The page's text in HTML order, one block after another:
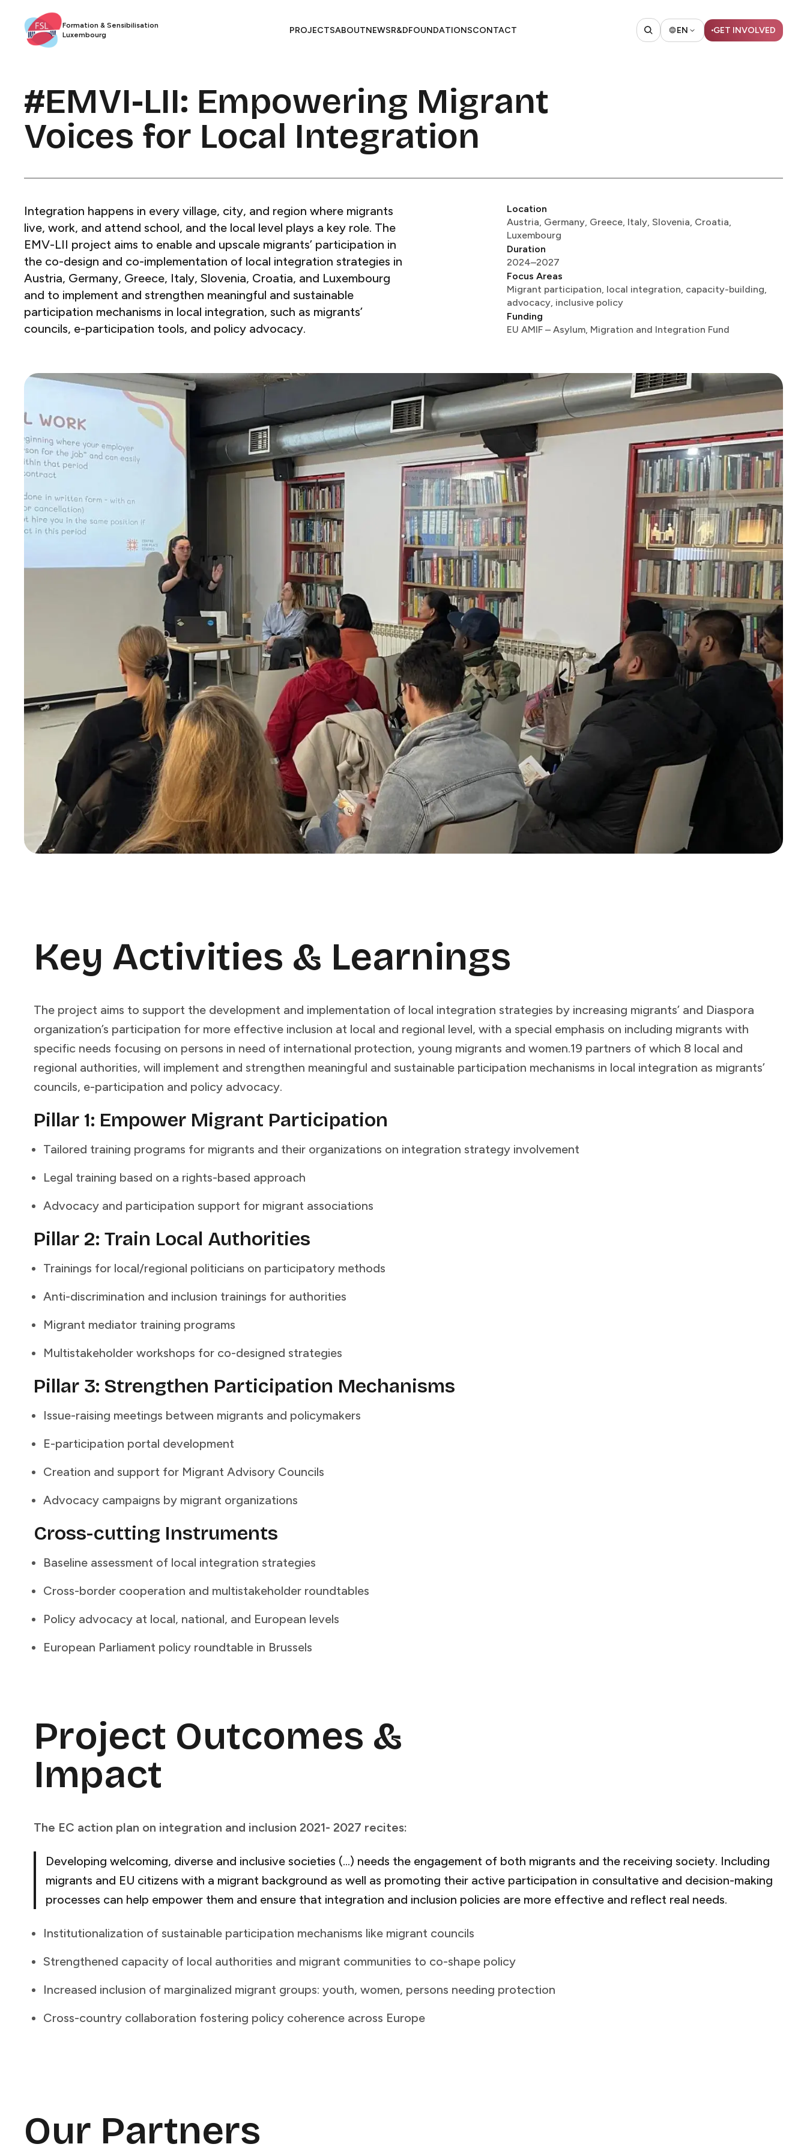
Formation & Sensibilisation
Luxembourg​​​​‌ ‍ ​‍​‍‌‍ ‌ ​‍‌‍‍‌‌‍‌ ‌‍‍‌‌‍ ‍​‍​‍​ ‍‍​‍​‍‌ ​ ‌‍​‌‌‍ ‍‌‍‍‌‌ ‌​‌ ‍‌​‍ ‍‌‍‍‌‌‍ ​‍​‍​‍ ​​‍​‍‌‍‍​‌ ​‍‌‍‌‌‌‍‌‍​‍​‍​ ‍‍​‍​‍​‍ ‌ ​ ‌ ‌​‌ ‌‌‌‍‌​‌‍‍‌‌‍ ​‍ ‌‍‍‌‌‍ ‍‌ ‌​‌‍‌‌‌‍ ‍‌ ‌​​‍ ‌‍‌‌‌‍‌​‌‍‍‌‌ ‌​​‍ ‌‍ ‌‌‍ ‌‍‌​‌‍‌‌​ ‌‌ ​​‌ ​‍‌‍‌‌‌ ​ ‌‍‌‌‌‍ ‍‌ ‌​‌‍​‌‌ ‌​‌‍‍‌‌‍ ‌‍ ‍​ ‍ ‌‍‍‌‌‍‌​​ ‌‌ ​ ‌‍‍‌‌ ‌​‌‍‌‌‌‌​ ‌‍‌‌‌ ‌​‌ ‌​‌‍‍‌‌‍ ‍‌‍‌ ‌ ​ ​ ‍ ‌ ‌​‌ ‍‌‌ ​​‌‍‌‌​ ‌‌ ​ ‌‍‍‌‌ ‌​‌‍‌‌‌‌​ ‌‍‌‌‌ ‌​‌ ‌​‌‍‍‌‌‍ ‍‌‍‌ ‌ ​ ​ ‍ ‌ ​​‌‍​‌‌ ‌​‌‍‍​​ ‌‌‍​‍‌ ​‍‌‍​‌‌‍ ‍‌‍‌​‌‍‍‌‌‍ ‍‌‍‌ ​‍ ‍‌‍​‍‌ ​‍‌‍​‌‌‍ ‍‌‍‌​‌​ ‍‌‍​‌‌‍ ‌‌‍‌‌​ ‌‍​‍‌‍​‌‌ ​ ‌‍‌‌‌‌‌‌‌ ​‍‌‍ ​​ ‌​‍‌‌​ ​‍‌​‌‍‌ ​ ‌ ‌​‌ ‌‌‌‍‌​‌‍‍‌‌‍ ​‍‌‍‌‍‍‌‌‍‌​​ ‌‌ ​ ‌‍‍‌‌ ‌​‌‍‌‌‌‌​ ‌‍‌‌‌ ‌​‌ ‌​‌‍‍‌‌‍ ‍‌‍‌ ‌ ​ ​‍‌‍‌ ‌​‌ ‍‌‌ ​​‌‍‌‌​ ‌‌ ​ ‌‍‍‌‌ ‌​‌‍‌‌‌‌​ ‌‍‌‌‌ ‌​‌ ‌​‌‍‍‌‌‍ ‍‌‍‌ ‌ ​ ​‍‌‍‌ ​​‌‍​‌‌ ‌​‌‍‍​​ ‌‌‍​‍‌ ​‍‌‍​‌‌‍ ‍‌‍‌​‌‍‍‌‌‍ ‍‌‍‌ ​‍ ‍‌‍​‍‌ ​‍‌‍​‌‌‍ ‍‌‍‌​‌​ ‍‌‍​‌‌‍ ‌‌‍‌‌​‍‌‍‌ ​​‌‍‌‌‌ ​‍‌ ​ ‌ ​​‌‍‌‌‌‍​ ‌ ‌​‌‍‍‌‌ ‌‍‌‍‌‌​ ‌‌ ​​‌ ‌‌‌‍​‍‌‍ ​‌‍‍‌‌ ​ ‌‍‍​‌‍‌‌‌‍‌​​‍​‍‌ ‌
PROJECTS​​​​‌ ‍ ​‍​‍‌‍ ‌ ​‍‌‍‍‌‌‍‌ ‌‍‍‌‌‍ ‍​‍​‍​ ‍‍​‍​‍‌ ​ ‌‍​‌‌‍ ‍‌‍‍‌‌ ‌​‌ ‍‌​‍ ‍‌‍‍‌‌‍ ​‍​‍​‍ ​​‍​‍‌‍‍​‌ ​‍‌‍‌‌‌‍‌‍​‍​‍​ ‍‍​‍​‍​‍ ‌ ​ ‌ ‌​‌ ‌‌‌‍‌​‌‍‍‌‌‍ ​‍ ‌‍‍‌‌‍ ‍‌ ‌​‌‍‌‌‌‍ ‍‌ ‌​​‍ ‌‍‌‌‌‍‌​‌‍‍‌‌ ‌​​‍ ‌‍ ‌‌‍ ‌‍‌​‌‍‌‌​ ‌‌ ​​‌ ​‍‌‍‌‌‌ ​ ‌‍‌‌‌‍ ‍‌ ‌​‌‍​‌‌ ‌​‌‍‍‌‌‍ ‌‍ ‍​ ‍ ‌‍‍‌‌‍‌​​ ‌‌ ​ ‌‍‍‌‌ ‌​‌‍‌‌‌‌​ ‌‍‌‌‌ ‌​‌ ‌​‌‍‍‌‌‍ ‍‌‍‌ ‌ ​ ​ ‍ ‌ ‌​‌ ‍‌‌ ​​‌‍‌‌​ ‌‌ ​ ‌‍‍‌‌ ‌​‌‍‌‌‌‌​ ‌‍‌‌‌ ‌​‌ ‌​‌‍‍‌‌‍ ‍‌‍‌ ‌ ​ ​ ‍ ‌ ​​‌‍​‌‌ ‌​‌‍‍​​ ‌‌‍ ‍‌‍​‌‌ ‌‍‌‍​‍‌‍​‌‌ ​‍​‍ ‍‌‍ ‍‌‍​‌‌ ‌‍‌​ ​‌‍‍‌‌‍ ‍‌‍‍ ‌ ​ ​‍‌‌​ ‌‌‌​​‍‌‌ ‌‍‍ ‌‍‌‌‌ ‍‌​‍‌‌​ ​ ‌​‌​​‍‌‌​ ​ ‌​‌​​‍‌‌​ ​‍​ ​‍‌‍‌​​ ‌ ‌‍‌‍​ ​ ‌‍‌‍​ ​​​ ​ ‌‍​ ​ ​‍‌‍‌‌​ ‌​​ ​​​‍‌‌​ ​‍​ ​‍​‍‌‌​ ‌‌‌​‌​​‍ ‍‌‍ ​‌‍​‌‌‍​‍‌‍‌‌‌‍ ​​ ‌‍​‍‌‍​‌‌ ​ ‌‍‌‌‌‌‌‌‌ ​‍‌‍ ​​ ‌​‍‌‌​ ​‍‌​‌‍‌ ​ ‌ ‌​‌ ‌‌‌‍‌​‌‍‍‌‌‍ ​‍‌‍‌‍‍‌‌‍‌​​ ‌‌ ​ ‌‍‍‌‌ ‌​‌‍‌‌‌‌​ ‌‍‌‌‌ ‌​‌ ‌​‌‍‍‌‌‍ ‍‌‍‌ ‌ ​ ​‍‌‍‌ ‌​‌ ‍‌‌ ​​‌‍‌‌​ ‌‌ ​ ‌‍‍‌‌ ‌​‌‍‌‌‌‌​ ‌‍‌‌‌ ‌​‌ ‌​‌‍‍‌‌‍ ‍‌‍‌ ‌ ​ ​‍‌‍‌ ​​‌‍​‌‌ ‌​‌‍‍​​ ‌‌‍ ‍‌‍​‌‌ ‌‍‌‍​‍‌‍​‌‌ ​‍​‍ ‍‌‍ ‍‌‍​‌‌ ‌‍‌​ ​‌‍‍‌‌‍ ‍‌‍‍ ‌ ​ ​‍‌‌​ ‌‌‌​​‍‌‌ ‌‍‍ ‌‍‌‌‌ ‍‌​‍‌‌​ ​ ‌​‌​​‍‌‌​ ​ ‌​‌​​‍‌‌​ ​‍​ ​‍‌‍‌​​ ‌ ‌‍‌‍​ ​ ‌‍‌‍​ ​​​ ​ ‌‍​ ​ ​‍‌‍‌‌​ ‌​​ ​​​‍‌‌​ ​‍​ ​‍​‍‌‌​ ‌‌‌​‌​​‍ ‍‌‍ ​‌‍​‌‌‍​‍‌‍‌‌‌‍ ​​‍‌‍‌ ​​‌‍‌‌‌ ​‍‌ ​ ‌ ​​‌‍‌‌‌‍​ ‌ ‌​‌‍‍‌‌ ‌‍‌‍‌‌​ ‌‌ ​​‌ ‌‌‌‍​‍‌‍ ​‌‍‍‌‌ ​ ‌‍‍​‌‍‌‌‌‍‌​​‍​‍‌ ‌ABOUT​​​​‌ ‍ ​‍​‍‌‍ ‌ ​‍‌‍‍‌‌‍‌ ‌‍‍‌‌‍ ‍​‍​‍​ ‍‍​‍​‍‌ ​ ‌‍​‌‌‍ ‍‌‍‍‌‌ ‌​‌ ‍‌​‍ ‍‌‍‍‌‌‍ ​‍​‍​‍ ​​‍​‍‌‍‍​‌ ​‍‌‍‌‌‌‍‌‍​‍​‍​ ‍‍​‍​‍​‍ ‌ ​ ‌ ‌​‌ ‌‌‌‍‌​‌‍‍‌‌‍ ​‍ ‌‍‍‌‌‍ ‍‌ ‌​‌‍‌‌‌‍ ‍‌ ‌​​‍ ‌‍‌‌‌‍‌​‌‍‍‌‌ ‌​​‍ ‌‍ ‌‌‍ ‌‍‌​‌‍‌‌​ ‌‌ ​​‌ ​‍‌‍‌‌‌ ​ ‌‍‌‌‌‍ ‍‌ ‌​‌‍​‌‌ ‌​‌‍‍‌‌‍ ‌‍ ‍​ ‍ ‌‍‍‌‌‍‌​​ ‌‌ ​ ‌‍‍‌‌ ‌​‌‍‌‌‌‌​ ‌‍‌‌‌ ‌​‌ ‌​‌‍‍‌‌‍ ‍‌‍‌ ‌ ​ ​ ‍ ‌ ‌​‌ ‍‌‌ ​​‌‍‌‌​ ‌‌ ​ ‌‍‍‌‌ ‌​‌‍‌‌‌‌​ ‌‍‌‌‌ ‌​‌ ‌​‌‍‍‌‌‍ ‍‌‍‌ ‌ ​ ​ ‍ ‌ ​​‌‍​‌‌ ‌​‌‍‍​​ ‌‌‍ ‍‌‍​‌‌ ‌‍‌‍​‍‌‍​‌‌ ​‍​‍ ‍‌‍ ‍‌‍​‌‌ ‌‍‌​ ​‌‍‍‌‌‍ ‍‌‍‍ ‌ ​ ​‍‌‌​ ‌‌‌​​‍‌‌ ‌‍‍ ‌‍‌‌‌ ‍‌​‍‌‌​ ​ ‌​‌​​‍‌‌​ ​ ‌​‌​​‍‌‌​ ​‍​ ​‍​ ‍​‌‍​‍​ ‍​​ ‌ ​ ​‌‌‍‌‍‌‍‌‌‌‍‌‍​ ​‌​ ‌‍​ ​‌​ ‌ ​‍‌‌​ ​‍​ ​‍​‍‌‌​ ‌‌‌​‌​​‍ ‍‌‍ ​‌‍​‌‌‍​‍‌‍‌‌‌‍ ​​ ‌‍​‍‌‍​‌‌ ​ ‌‍‌‌‌‌‌‌‌ ​‍‌‍ ​​ ‌​‍‌‌​ ​‍‌​‌‍‌ ​ ‌ ‌​‌ ‌‌‌‍‌​‌‍‍‌‌‍ ​‍‌‍‌‍‍‌‌‍‌​​ ‌‌ ​ ‌‍‍‌‌ ‌​‌‍‌‌‌‌​ ‌‍‌‌‌ ‌​‌ ‌​‌‍‍‌‌‍ ‍‌‍‌ ‌ ​ ​‍‌‍‌ ‌​‌ ‍‌‌ ​​‌‍‌‌​ ‌‌ ​ ‌‍‍‌‌ ‌​‌‍‌‌‌‌​ ‌‍‌‌‌ ‌​‌ ‌​‌‍‍‌‌‍ ‍‌‍‌ ‌ ​ ​‍‌‍‌ ​​‌‍​‌‌ ‌​‌‍‍​​ ‌‌‍ ‍‌‍​‌‌ ‌‍‌‍​‍‌‍​‌‌ ​‍​‍ ‍‌‍ ‍‌‍​‌‌ ‌‍‌​ ​‌‍‍‌‌‍ ‍‌‍‍ ‌ ​ ​‍‌‌​ ‌‌‌​​‍‌‌ ‌‍‍ ‌‍‌‌‌ ‍‌​‍‌‌​ ​ ‌​‌​​‍‌‌​ ​ ‌​‌​​‍‌‌​ ​‍​ ​‍​ ‍​‌‍​‍​ ‍​​ ‌ ​ ​‌‌‍‌‍‌‍‌‌‌‍‌‍​ ​‌​ ‌‍​ ​‌​ ‌ ​‍‌‌​ ​‍​ ​‍​‍‌‌​ ‌‌‌​‌​​‍ ‍‌‍ ​‌‍​‌‌‍​‍‌‍‌‌‌‍ ​​‍‌‍‌ ​​‌‍‌‌‌ ​‍‌ ​ ‌ ​​‌‍‌‌‌‍​ ‌ ‌​‌‍‍‌‌ ‌‍‌‍‌‌​ ‌‌ ​​‌ ‌‌‌‍​‍‌‍ ​‌‍‍‌‌ ​ ‌‍‍​‌‍‌‌‌‍‌​​‍​‍‌ ‌NEWS​​​​‌ ‍ ​‍​‍‌‍ ‌ ​‍‌‍‍‌‌‍‌ ‌‍‍‌‌‍ ‍​‍​‍​ ‍‍​‍​‍‌ ​ ‌‍​‌‌‍ ‍‌‍‍‌‌ ‌​‌ ‍‌​‍ ‍‌‍‍‌‌‍ ​‍​‍​‍ ​​‍​‍‌‍‍​‌ ​‍‌‍‌‌‌‍‌‍​‍​‍​ ‍‍​‍​‍​‍ ‌ ​ ‌ ‌​‌ ‌‌‌‍‌​‌‍‍‌‌‍ ​‍ ‌‍‍‌‌‍ ‍‌ ‌​‌‍‌‌‌‍ ‍‌ ‌​​‍ ‌‍‌‌‌‍‌​‌‍‍‌‌ ‌​​‍ ‌‍ ‌‌‍ ‌‍‌​‌‍‌‌​ ‌‌ ​​‌ ​‍‌‍‌‌‌ ​ ‌‍‌‌‌‍ ‍‌ ‌​‌‍​‌‌ ‌​‌‍‍‌‌‍ ‌‍ ‍​ ‍ ‌‍‍‌‌‍‌​​ ‌‌ ​ ‌‍‍‌‌ ‌​‌‍‌‌‌‌​ ‌‍‌‌‌ ‌​‌ ‌​‌‍‍‌‌‍ ‍‌‍‌ ‌ ​ ​ ‍ ‌ ‌​‌ ‍‌‌ ​​‌‍‌‌​ ‌‌ ​ ‌‍‍‌‌ ‌​‌‍‌‌‌‌​ ‌‍‌‌‌ ‌​‌ ‌​‌‍‍‌‌‍ ‍‌‍‌ ‌ ​ ​ ‍ ‌ ​​‌‍​‌‌ ‌​‌‍‍​​ ‌‌‍ ‍‌‍​‌‌ ‌‍‌‍​‍‌‍​‌‌ ​‍​‍ ‍‌‍ ‍‌‍​‌‌ ‌‍‌​ ​‌‍‍‌‌‍ ‍‌‍‍ ‌ ​ ​‍‌‌​ ‌‌‌​​‍‌‌ ‌‍‍ ‌‍‌‌‌ ‍‌​‍‌‌​ ​ ‌​‌​​‍‌‌​ ​ ‌​‌​​‍‌‌​ ​‍​ ​‍​ ‍​​ ​​​ ​‌​ ‌ ​ ‍​​ ‍​‌‍‌‍‌‍​‌​ ‌‍​ ​ ​ ​‍​ ​​​‍‌‌​ ​‍​ ​‍​‍‌‌​ ‌‌‌​‌​​‍ ‍‌‍ ​‌‍​‌‌‍​‍‌‍‌‌‌‍ ​​ ‌‍​‍‌‍​‌‌ ​ ‌‍‌‌‌‌‌‌‌ ​‍‌‍ ​​ ‌​‍‌‌​ ​‍‌​‌‍‌ ​ ‌ ‌​‌ ‌‌‌‍‌​‌‍‍‌‌‍ ​‍‌‍‌‍‍‌‌‍‌​​ ‌‌ ​ ‌‍‍‌‌ ‌​‌‍‌‌‌‌​ ‌‍‌‌‌ ‌​‌ ‌​‌‍‍‌‌‍ ‍‌‍‌ ‌ ​ ​‍‌‍‌ ‌​‌ ‍‌‌ ​​‌‍‌‌​ ‌‌ ​ ‌‍‍‌‌ ‌​‌‍‌‌‌‌​ ‌‍‌‌‌ ‌​‌ ‌​‌‍‍‌‌‍ ‍‌‍‌ ‌ ​ ​‍‌‍‌ ​​‌‍​‌‌ ‌​‌‍‍​​ ‌‌‍ ‍‌‍​‌‌ ‌‍‌‍​‍‌‍​‌‌ ​‍​‍ ‍‌‍ ‍‌‍​‌‌ ‌‍‌​ ​‌‍‍‌‌‍ ‍‌‍‍ ‌ ​ ​‍‌‌​ ‌‌‌​​‍‌‌ ‌‍‍ ‌‍‌‌‌ ‍‌​‍‌‌​ ​ ‌​‌​​‍‌‌​ ​ ‌​‌​​‍‌‌​ ​‍​ ​‍​ ‍​​ ​​​ ​‌​ ‌ ​ ‍​​ ‍​‌‍‌‍‌‍​‌​ ‌‍​ ​ ​ ​‍​ ​​​‍‌‌​ ​‍​ ​‍​‍‌‌​ ‌‌‌​‌​​‍ ‍‌‍ ​‌‍​‌‌‍​‍‌‍‌‌‌‍ ​​‍‌‍‌ ​​‌‍‌‌‌ ​‍‌ ​ ‌ ​​‌‍‌‌‌‍​ ‌ ‌​‌‍‍‌‌ ‌‍‌‍‌‌​ ‌‌ ​​‌ ‌‌‌‍​‍‌‍ ​‌‍‍‌‌ ​ ‌‍‍​‌‍‌‌‌‍‌​​‍​‍‌ ‌R&D​​​​‌ ‍ ​‍​‍‌‍ ‌ ​‍‌‍‍‌‌‍‌ ‌‍‍‌‌‍ ‍​‍​‍​ ‍‍​‍​‍‌ ​ ‌‍​‌‌‍ ‍‌‍‍‌‌ ‌​‌ ‍‌​‍ ‍‌‍‍‌‌‍ ​‍​‍​‍ ​​‍​‍‌‍‍​‌ ​‍‌‍‌‌‌‍‌‍​‍​‍​ ‍‍​‍​‍​‍ ‌ ​ ‌ ‌​‌ ‌‌‌‍‌​‌‍‍‌‌‍ ​‍ ‌‍‍‌‌‍ ‍‌ ‌​‌‍‌‌‌‍ ‍‌ ‌​​‍ ‌‍‌‌‌‍‌​‌‍‍‌‌ ‌​​‍ ‌‍ ‌‌‍ ‌‍‌​‌‍‌‌​ ‌‌ ​​‌ ​‍‌‍‌‌‌ ​ ‌‍‌‌‌‍ ‍‌ ‌​‌‍​‌‌ ‌​‌‍‍‌‌‍ ‌‍ ‍​ ‍ ‌‍‍‌‌‍‌​​ ‌‌ ​ ‌‍‍‌‌ ‌​‌‍‌‌‌‌​ ‌‍‌‌‌ ‌​‌ ‌​‌‍‍‌‌‍ ‍‌‍‌ ‌ ​ ​ ‍ ‌ ‌​‌ ‍‌‌ ​​‌‍‌‌​ ‌‌ ​ ‌‍‍‌‌ ‌​‌‍‌‌‌‌​ ‌‍‌‌‌ ‌​‌ ‌​‌‍‍‌‌‍ ‍‌‍‌ ‌ ​ ​ ‍ ‌ ​​‌‍​‌‌ ‌​‌‍‍​​ ‌‌‍ ‍‌‍​‌‌ ‌‍‌‍​‍‌‍​‌‌ ​‍​‍ ‍‌‍ ‍‌‍​‌‌ ‌‍‌​ ​‌‍‍‌‌‍ ‍‌‍‍ ‌ ​ ​‍‌‌​ ‌‌‌​​‍‌‌ ‌‍‍ ‌‍‌‌‌ ‍‌​‍‌‌​ ​ ‌​‌​​‍‌‌​ ​ ‌​‌​​‍‌‌​ ​‍​ ​‍​ ‍‌‌‍​‌‌‍‌‌​ ​​‌‍​‍‌‍​‌​ ‌​​ ‌​​ ‌ ​ ‍‌‌‍​ ​ ‌​​‍‌‌​ ​‍​ ​‍​‍‌‌​ ‌‌‌​‌​​‍ ‍‌‍ ​‌‍​‌‌‍​‍‌‍‌‌‌‍ ​​ ‌‍​‍‌‍​‌‌ ​ ‌‍‌‌‌‌‌‌‌ ​‍‌‍ ​​ ‌​‍‌‌​ ​‍‌​‌‍‌ ​ ‌ ‌​‌ ‌‌‌‍‌​‌‍‍‌‌‍ ​‍‌‍‌‍‍‌‌‍‌​​ ‌‌ ​ ‌‍‍‌‌ ‌​‌‍‌‌‌‌​ ‌‍‌‌‌ ‌​‌ ‌​‌‍‍‌‌‍ ‍‌‍‌ ‌ ​ ​‍‌‍‌ ‌​‌ ‍‌‌ ​​‌‍‌‌​ ‌‌ ​ ‌‍‍‌‌ ‌​‌‍‌‌‌‌​ ‌‍‌‌‌ ‌​‌ ‌​‌‍‍‌‌‍ ‍‌‍‌ ‌ ​ ​‍‌‍‌ ​​‌‍​‌‌ ‌​‌‍‍​​ ‌‌‍ ‍‌‍​‌‌ ‌‍‌‍​‍‌‍​‌‌ ​‍​‍ ‍‌‍ ‍‌‍​‌‌ ‌‍‌​ ​‌‍‍‌‌‍ ‍‌‍‍ ‌ ​ ​‍‌‌​ ‌‌‌​​‍‌‌ ‌‍‍ ‌‍‌‌‌ ‍‌​‍‌‌​ ​ ‌​‌​​‍‌‌​ ​ ‌​‌​​‍‌‌​ ​‍​ ​‍​ ‍‌‌‍​‌‌‍‌‌​ ​​‌‍​‍‌‍​‌​ ‌​​ ‌​​ ‌ ​ ‍‌‌‍​ ​ ‌​​‍‌‌​ ​‍​ ​‍​‍‌‌​ ‌‌‌​‌​​‍ ‍‌‍ ​‌‍​‌‌‍​‍‌‍‌‌‌‍ ​​‍‌‍‌ ​​‌‍‌‌‌ ​‍‌ ​ ‌ ​​‌‍‌‌‌‍​ ‌ ‌​‌‍‍‌‌ ‌‍‌‍‌‌​ ‌‌ ​​‌ ‌‌‌‍​‍‌‍ ​‌‍‍‌‌ ​ ‌‍‍​‌‍‌‌‌‍‌​​‍​‍‌ ‌FOUNDATIONS​​​​‌ ‍ ​‍​‍‌‍ ‌ ​‍‌‍‍‌‌‍‌ ‌‍‍‌‌‍ ‍​‍​‍​ ‍‍​‍​‍‌ ​ ‌‍​‌‌‍ ‍‌‍‍‌‌ ‌​‌ ‍‌​‍ ‍‌‍‍‌‌‍ ​‍​‍​‍ ​​‍​‍‌‍‍​‌ ​‍‌‍‌‌‌‍‌‍​‍​‍​ ‍‍​‍​‍​‍ ‌ ​ ‌ ‌​‌ ‌‌‌‍‌​‌‍‍‌‌‍ ​‍ ‌‍‍‌‌‍ ‍‌ ‌​‌‍‌‌‌‍ ‍‌ ‌​​‍ ‌‍‌‌‌‍‌​‌‍‍‌‌ ‌​​‍ ‌‍ ‌‌‍ ‌‍‌​‌‍‌‌​ ‌‌ ​​‌ ​‍‌‍‌‌‌ ​ ‌‍‌‌‌‍ ‍‌ ‌​‌‍​‌‌ ‌​‌‍‍‌‌‍ ‌‍ ‍​ ‍ ‌‍‍‌‌‍‌​​ ‌‌ ​ ‌‍‍‌‌ ‌​‌‍‌‌‌‌​ ‌‍‌‌‌ ‌​‌ ‌​‌‍‍‌‌‍ ‍‌‍‌ ‌ ​ ​ ‍ ‌ ‌​‌ ‍‌‌ ​​‌‍‌‌​ ‌‌ ​ ‌‍‍‌‌ ‌​‌‍‌‌‌‌​ ‌‍‌‌‌ ‌​‌ ‌​‌‍‍‌‌‍ ‍‌‍‌ ‌ ​ ​ ‍ ‌ ​​‌‍​‌‌ ‌​‌‍‍​​ ‌‌‍ ‍‌‍​‌‌ ‌‍‌‍​‍‌‍​‌‌ ​‍​‍ ‍‌‍ ‍‌‍​‌‌ ‌‍‌​ ​‌‍‍‌‌‍ ‍‌‍‍ ‌ ​ ​‍‌‌​ ‌‌‌​​‍‌‌ ‌‍‍ ‌‍‌‌‌ ‍‌​‍‌‌​ ​ ‌​‌​​‍‌‌​ ​ ‌​‌​​‍‌‌​ ​‍​ ​‍‌‍‌‌‌‍‌​‌‍‌‌​ ​‍​ ​‌​ ‌‍‌‍​ ​ ‍​​ ‍​​ ‌​​ ‌ ​ ​​​‍‌‌​ ​‍​ ​‍​‍‌‌​ ‌‌‌​‌​​‍ ‍‌‍ ​‌‍​‌‌‍​‍‌‍‌‌‌‍ ​​ ‌‍​‍‌‍​‌‌ ​ ‌‍‌‌‌‌‌‌‌ ​‍‌‍ ​​ ‌​‍‌‌​ ​‍‌​‌‍‌ ​ ‌ ‌​‌ ‌‌‌‍‌​‌‍‍‌‌‍ ​‍‌‍‌‍‍‌‌‍‌​​ ‌‌ ​ ‌‍‍‌‌ ‌​‌‍‌‌‌‌​ ‌‍‌‌‌ ‌​‌ ‌​‌‍‍‌‌‍ ‍‌‍‌ ‌ ​ ​‍‌‍‌ ‌​‌ ‍‌‌ ​​‌‍‌‌​ ‌‌ ​ ‌‍‍‌‌ ‌​‌‍‌‌‌‌​ ‌‍‌‌‌ ‌​‌ ‌​‌‍‍‌‌‍ ‍‌‍‌ ‌ ​ ​‍‌‍‌ ​​‌‍​‌‌ ‌​‌‍‍​​ ‌‌‍ ‍‌‍​‌‌ ‌‍‌‍​‍‌‍​‌‌ ​‍​‍ ‍‌‍ ‍‌‍​‌‌ ‌‍‌​ ​‌‍‍‌‌‍ ‍‌‍‍ ‌ ​ ​‍‌‌​ ‌‌‌​​‍‌‌ ‌‍‍ ‌‍‌‌‌ ‍‌​‍‌‌​ ​ ‌​‌​​‍‌‌​ ​ ‌​‌​​‍‌‌​ ​‍​ ​‍‌‍‌‌‌‍‌​‌‍‌‌​ ​‍​ ​‌​ ‌‍‌‍​ ​ ‍​​ ‍​​ ‌​​ ‌ ​ ​​​‍‌‌​ ​‍​ ​‍​‍‌‌​ ‌‌‌​‌​​‍ ‍‌‍ ​‌‍​‌‌‍​‍‌‍‌‌‌‍ ​​‍‌‍‌ ​​‌‍‌‌‌ ​‍‌ ​ ‌ ​​‌‍‌‌‌‍​ ‌ ‌​‌‍‍‌‌ ‌‍‌‍‌‌​ ‌‌ ​​‌ ‌‌‌‍​‍‌‍ ​‌‍‍‌‌ ​ ‌‍‍​‌‍‌‌‌‍‌​​‍​‍‌ ‌CONTACT​​​​‌ ‍ ​‍​‍‌‍ ‌ ​‍‌‍‍‌‌‍‌ ‌‍‍‌‌‍ ‍​‍​‍​ ‍‍​‍​‍‌ ​ ‌‍​‌‌‍ ‍‌‍‍‌‌ ‌​‌ ‍‌​‍ ‍‌‍‍‌‌‍ ​‍​‍​‍ ​​‍​‍‌‍‍​‌ ​‍‌‍‌‌‌‍‌‍​‍​‍​ ‍‍​‍​‍​‍ ‌ ​ ‌ ‌​‌ ‌‌‌‍‌​‌‍‍‌‌‍ ​‍ ‌‍‍‌‌‍ ‍‌ ‌​‌‍‌‌‌‍ ‍‌ ‌​​‍ ‌‍‌‌‌‍‌​‌‍‍‌‌ ‌​​‍ ‌‍ ‌‌‍ ‌‍‌​‌‍‌‌​ ‌‌ ​​‌ ​‍‌‍‌‌‌ ​ ‌‍‌‌‌‍ ‍‌ ‌​‌‍​‌‌ ‌​‌‍‍‌‌‍ ‌‍ ‍​ ‍ ‌‍‍‌‌‍‌​​ ‌‌ ​ ‌‍‍‌‌ ‌​‌‍‌‌‌‌​ ‌‍‌‌‌ ‌​‌ ‌​‌‍‍‌‌‍ ‍‌‍‌ ‌ ​ ​ ‍ ‌ ‌​‌ ‍‌‌ ​​‌‍‌‌​ ‌‌ ​ ‌‍‍‌‌ ‌​‌‍‌‌‌‌​ ‌‍‌‌‌ ‌​‌ ‌​‌‍‍‌‌‍ ‍‌‍‌ ‌ ​ ​ ‍ ‌ ​​‌‍​‌‌ ‌​‌‍‍​​ ‌‌‍ ‍‌‍​‌‌ ‌‍‌‍​‍‌‍​‌‌ ​‍​‍ ‍‌‍ ‍‌‍​‌‌ ‌‍‌​ ​‌‍‍‌‌‍ ‍‌‍‍ ‌ ​ ​‍‌‌​ ‌‌‌​​‍‌‌ ‌‍‍ ‌‍‌‌‌ ‍‌​‍‌‌​ ​ ‌​‌​​‍‌‌​ ​ ‌​‌​​‍‌‌​ ​‍​ ​‍‌‍‌​​ ‌ ​ ‌​​ ​ ​ ​ ‌‍​ ​ ​‍​ ‍​‌‍‌‌​ ‌ ‌‍‌‌​ ‌ ​‍‌‌​ ​‍​ ​‍​‍‌‌​ ‌‌‌​‌​​‍ ‍‌‍ ​‌‍​‌‌‍​‍‌‍‌‌‌‍ ​​ ‌‍​‍‌‍​‌‌ ​ ‌‍‌‌‌‌‌‌‌ ​‍‌‍ ​​ ‌​‍‌‌​ ​‍‌​‌‍‌ ​ ‌ ‌​‌ ‌‌‌‍‌​‌‍‍‌‌‍ ​‍‌‍‌‍‍‌‌‍‌​​ ‌‌ ​ ‌‍‍‌‌ ‌​‌‍‌‌‌‌​ ‌‍‌‌‌ ‌​‌ ‌​‌‍‍‌‌‍ ‍‌‍‌ ‌ ​ ​‍‌‍‌ ‌​‌ ‍‌‌ ​​‌‍‌‌​ ‌‌ ​ ‌‍‍‌‌ ‌​‌‍‌‌‌‌​ ‌‍‌‌‌ ‌​‌ ‌​‌‍‍‌‌‍ ‍‌‍‌ ‌ ​ ​‍‌‍‌ ​​‌‍​‌‌ ‌​‌‍‍​​ ‌‌‍ ‍‌‍​‌‌ ‌‍‌‍​‍‌‍​‌‌ ​‍​‍ ‍‌‍ ‍‌‍​‌‌ ‌‍‌​ ​‌‍‍‌‌‍ ‍‌‍‍ ‌ ​ ​‍‌‌​ ‌‌‌​​‍‌‌ ‌‍‍ ‌‍‌‌‌ ‍‌​‍‌‌​ ​ ‌​‌​​‍‌‌​ ​ ‌​‌​​‍‌‌​ ​‍​ ​‍‌‍‌​​ ‌ ​ ‌​​ ​ ​ ​ ‌‍​ ​ ​‍​ ‍​‌‍‌‌​ ‌ ‌‍‌‌​ ‌ ​‍‌‌​ ​‍​ ​‍​‍‌‌​ ‌‌‌​‌​​‍ ‍‌‍ ​‌‍​‌‌‍​‍‌‍‌‌‌‍ ​​‍‌‍‌ ​​‌‍‌‌‌ ​‍‌ ​ ‌ ​​‌‍‌‌‌‍​ ‌ ‌​‌‍‍‌‌ ‌‍‌‍‌‌​ ‌‌ ​​‌ ‌‌‌‍​‍‌‍ ​‌‍‍‌‌ ​ ‌‍‍​‌‍‌‌‌‍‌​​‍​‍‌ ‌ EN GET INVOLVED​​​​‌ ‍ ​‍​‍‌‍ ‌ ​‍‌‍‍‌‌‍‌ ‌‍‍‌‌‍ ‍​‍​‍​ ‍‍​‍​‍‌ ​ ‌‍​‌‌‍ ‍‌‍‍‌‌ ‌​‌ ‍‌​‍ ‍‌‍‍‌‌‍ ​‍​‍​‍ ​​‍​‍‌‍‍​‌ ​‍‌‍‌‌‌‍‌‍​‍​‍​ ‍‍​‍​‍​‍ ‌ ​ ‌ ‌​‌ ‌‌‌‍‌​‌‍‍‌‌‍ ​‍ ‌‍‍‌‌‍ ‍‌ ‌​‌‍‌‌‌‍ ‍‌ ‌​​‍ ‌‍‌‌‌‍‌​‌‍‍‌‌ ‌​​‍ ‌‍ ‌‌‍ ‌‍‌​‌‍‌‌​ ‌‌ ​​‌ ​‍‌‍‌‌‌ ​ ‌‍‌‌‌‍ ‍‌ ‌​‌‍​‌‌ ‌​‌‍‍‌‌‍ ‌‍ ‍​ ‍ ‌‍‍‌‌‍‌​​ ‌‌ ​ ‌‍‍‌‌ ‌​‌‍‌‌‌‌​ ‌‍‌‌‌ ‌​‌ ‌​‌‍‍‌‌‍ ‍‌‍‌ ‌ ​ ​ ‍ ‌ ‌​‌ ‍‌‌ ​​‌‍‌‌​ ‌‌ ​ ‌‍‍‌‌ ‌​‌‍‌‌‌‌​ ‌‍‌‌‌ ‌​‌ ‌​‌‍‍‌‌‍ ‍‌‍‌ ‌ ​ ​ ‍ ‌ ​​‌‍​‌‌ ‌​‌‍‍​​ ‌‌‍ ‍‌‍​‌‌ ‌‍‌‍​‍‌‍​‌‌ ​‍​‍ ‍‌‍​ ‌ ‌​‌‍​‌‌​​‍‌ ‌‌‌ ‌​‌ ‌​‌‍ ‌‍ ‍​‍ ‍‌ ‌​‌‍‌‌‌ ‍​‌ ‌​​ ‌‍​‍‌‍​‌‌ ​ ‌‍‌‌‌‌‌‌‌ ​‍‌‍ ​​ ‌​‍‌‌​ ​‍‌​‌‍‌ ​ ‌ ‌​‌ ‌‌‌‍‌​‌‍‍‌‌‍ ​‍‌‍‌‍‍‌‌‍‌​​ ‌‌ ​ ‌‍‍‌‌ ‌​‌‍‌‌‌‌​ ‌‍‌‌‌ ‌​‌ ‌​‌‍‍‌‌‍ ‍‌‍‌ ‌ ​ ​‍‌‍‌ ‌​‌ ‍‌‌ ​​‌‍‌‌​ ‌‌ ​ ‌‍‍‌‌ ‌​‌‍‌‌‌‌​ ‌‍‌‌‌ ‌​‌ ‌​‌‍‍‌‌‍ ‍‌‍‌ ‌ ​ ​‍‌‍‌ ​​‌‍​‌‌ ‌​‌‍‍​​ ‌‌‍ ‍‌‍​‌‌ ‌‍‌‍​‍‌‍​‌‌ ​‍​‍ ‍‌‍​ ‌ ‌​‌‍​‌‌​​‍‌ ‌‌‌ ‌​‌ ‌​‌‍ ‌‍ ‍​‍ ‍‌ ‌​‌‍‌‌‌ ‍​‌ ‌​​‍‌‍‌ ​​‌‍‌‌‌ ​‍‌ ​ ‌ ​​‌‍‌‌‌‍​ ‌ ‌​‌‍‍‌‌ ‌‍‌‍‌‌​ ‌‌ ​​‌ ‌‌‌‍​‍‌‍ ​‌‍‍‌‌ ​ ‌‍‍​‌‍‌‌‌‍‌​​‍​‍‌ ‌
#EMVI-LII: Empowering Migrant
Voices for Local Integration​​​​‌ ‍ ​‍​‍‌‍ ‌ ​‍‌‍‍‌‌‍‌ ‌‍‍‌‌‍ ‍​‍​‍​ ‍‍​‍​‍‌ ​ ‌‍​‌‌‍ ‍‌‍‍‌‌ ‌​‌ ‍‌​‍ ‍‌‍‍‌‌‍ ​‍​‍​‍ ​​‍​‍‌‍‍​‌ ​‍‌‍‌‌‌‍‌‍​‍​‍​ ‍‍​‍​‍​‍ ‌ ​ ‌ ‌​‌ ‌‌‌‍‌​‌‍‍‌‌‍ ​‍ ‌‍‍‌‌‍ ‍‌ ‌​‌‍‌‌‌‍ ‍‌ ‌​​‍ ‌‍‌‌‌‍‌​‌‍‍‌‌ ‌​​‍ ‌‍ ‌‌‍ ‌‍‌​‌‍‌‌​ ‌‌ ​​‌ ​‍‌‍‌‌‌ ​ ‌‍‌‌‌‍ ‍‌ ‌​‌‍​‌‌ ‌​‌‍‍‌‌‍ ‌‍ ‍​ ‍ ‌‍‍‌‌‍‌​​ ‌​ ‌‌​ ‌​‌‍​‌​ ‌‍​ ‌ ​ ​‌‌‍‌​​ ​‍​‍ ‌​ ‍‌​ ‌‌​ ​‌‌‍‌‌​‍ ‌​ ‌​‌‍‌‍​ ​​‌‍‌‌​‍ ‌​ ‍‌​ ‌ ​ ‍‌​ ‌ ​‍ ‌​ ​‌‌‍‌‌​ ‍‌‌‍‌​‌‍​‌​ ​​​ ​​‌‍‌‌​ ‍​​ ‌​‌‍‌‌​ ‌​​ ‍ ‌ ‌​‌ ‍‌‌ ​​‌‍‌‌​ ‌‌ ​​‌ ​‍‌‍ ‌‍‍‍‌‍‌‌‌‍​ ‌ ‌​​ ‍ ‌ ​​‌‍​‌‌ ‌​‌‍‍​​ ‌‌ ‌​‌‍‍‌‌ ‌​‌‍ ​‌‍‌‌​ ‌‍​‍‌‍​‌‌ ​ ‌‍‌‌‌‌‌‌‌ ​‍‌‍ ​​ ‌​‍‌‌​ ​‍‌​‌‍‌ ​ ‌ ‌​‌ ‌‌‌‍‌​‌‍‍‌‌‍ ​‍‌‍‌‍‍‌‌‍‌​​ ‌​ ‌‌​ ‌​‌‍​‌​ ‌‍​ ‌ ​ ​‌‌‍‌​​ ​‍​‍ ‌​ ‍‌​ ‌‌​ ​‌‌‍‌‌​‍ ‌​ ‌​‌‍‌‍​ ​​‌‍‌‌​‍ ‌​ ‍‌​ ‌ ​ ‍‌​ ‌ ​‍ ‌​ ​‌‌‍‌‌​ ‍‌‌‍‌​‌‍​‌​ ​​​ ​​‌‍‌‌​ ‍​​ ‌​‌‍‌‌​ ‌​​‍‌‍‌ ‌​‌ ‍‌‌ ​​‌‍‌‌​ ‌‌ ​​‌ ​‍‌‍ ‌‍‍‍‌‍‌‌‌‍​ ‌ ‌​​‍‌‍‌ ​​‌‍​‌‌ ‌​‌‍‍​​ ‌‌ ‌​‌‍‍‌‌ ‌​‌‍ ​‌‍‌‌​‍‌‍‌ ​​‌‍‌‌‌ ​‍‌ ​ ‌ ​​‌‍‌‌‌‍​ ‌ ‌​‌‍‍‌‌ ‌‍‌‍‌‌​ ‌‌ ​​‌ ‌‌‌‍​‍‌‍ ​‌‍‍‌‌ ​ ‌‍‍​‌‍‌‌‌‍‌​​‍​‍‌ ‌
Integration happens in every village, city, and region where migrants
live, work, and attend school, and the local level plays a key role. The
EMV-LII project aims to enable and upscale migrants’ participation in
the co-design and co-implementation of local integration strategies in
Austria, Germany, Greece, Italy, Slovenia, Croatia, and Luxembourg
and to implement and strengthen meaningful and sustainable
participation mechanisms in local integration, such as migrants’
councils, e-participation tools, and policy advocacy.​​​​‌ ‍ ​‍​‍‌‍ ‌ ​‍‌‍‍‌‌‍‌ ‌‍‍‌‌‍ ‍​‍​‍​ ‍‍​‍​‍‌ ​ ‌‍​‌‌‍ ‍‌‍‍‌‌ ‌​‌ ‍‌​‍ ‍‌‍‍‌‌‍ ​‍​‍​‍ ​​‍​‍‌‍‍​‌ ​‍‌‍‌‌‌‍‌‍​‍​‍​ ‍‍​‍​‍​‍ ‌ ​ ‌ ‌​‌ ‌‌‌‍‌​‌‍‍‌‌‍ ​‍ ‌‍‍‌‌‍ ‍‌ ‌​‌‍‌‌‌‍ ‍‌ ‌​​‍ ‌‍‌‌‌‍‌​‌‍‍‌‌ ‌​​‍ ‌‍ ‌‌‍ ‌‍‌​‌‍‌‌​ ‌‌ ​​‌ ​‍‌‍‌‌‌ ​ ‌‍‌‌‌‍ ‍‌ ‌​‌‍​‌‌ ‌​‌‍‍‌‌‍ ‌‍ ‍​ ‍ ‌‍‍‌‌‍‌​​ ‌​ ‌‌​ ‌​‌‍​‌​ ‌‍​ ‌ ​ ​‌‌‍‌​​ ​‍​‍ ‌​ ‍‌​ ‌‌​ ​‌‌‍‌‌​‍ ‌​ ‌​‌‍‌‍​ ​​‌‍‌‌​‍ ‌​ ‍‌​ ‌ ​ ‍‌​ ‌ ​‍ ‌​ ​‌‌‍‌‌​ ‍‌‌‍‌​‌‍​‌​ ​​​ ​​‌‍‌‌​ ‍​​ ‌​‌‍‌‌​ ‌​​ ‍ ‌ ‌​‌ ‍‌‌ ​​‌‍‌‌​ ‌‌ ​​‌ ​‍‌‍ ‌‍‍‍‌‍‌‌‌‍​ ‌ ‌​​ ‍ ‌ ​​‌‍​‌‌ ‌​‌‍‍​​ ‌‌‍‌​‌‍‌‌‌ ​ ‌‍​ ‌ ​‍‌‍‍‌‌ ​​‌ ‌​‌‍‍‌‌‍ ‌‍ ‍​ ‌‍​‍‌‍​‌‌ ​ ‌‍‌‌‌‌‌‌‌ ​‍‌‍ ​​ ‌​‍‌‌​ ​‍‌​‌‍‌ ​ ‌ ‌​‌ ‌‌‌‍‌​‌‍‍‌‌‍ ​‍‌‍‌‍‍‌‌‍‌​​ ‌​ ‌‌​ ‌​‌‍​‌​ ‌‍​ ‌ ​ ​‌‌‍‌​​ ​‍​‍ ‌​ ‍‌​ ‌‌​ ​‌‌‍‌‌​‍ ‌​ ‌​‌‍‌‍​ ​​‌‍‌‌​‍ ‌​ ‍‌​ ‌ ​ ‍‌​ ‌ ​‍ ‌​ ​‌‌‍‌‌​ ‍‌‌‍‌​‌‍​‌​ ​​​ ​​‌‍‌‌​ ‍​​ ‌​‌‍‌‌​ ‌​​‍‌‍‌ ‌​‌ ‍‌‌ ​​‌‍‌‌​ ‌‌ ​​‌ ​‍‌‍ ‌‍‍‍‌‍‌‌‌‍​ ‌ ‌​​‍‌‍‌ ​​‌‍​‌‌ ‌​‌‍‍​​ ‌‌‍‌​‌‍‌‌‌ ​ ‌‍​ ‌ ​‍‌‍‍‌‌ ​​‌ ‌​‌‍‍‌‌‍ ‌‍ ‍​‍‌‍‌ ​​‌‍‌‌‌ ​‍‌ ​ ‌ ​​‌‍‌‌‌‍​ ‌ ‌​‌‍‍‌‌ ‌‍‌‍‌‌​ ‌‌ ​​‌ ‌‌‌‍​‍‌‍ ​‌‍‍‌‌ ​ ‌‍‍​‌‍‌‌‌‍‌​​‍​‍‌ ‌
Location
Austria, Germany, Greece, Italy, Slovenia, Croatia,
Luxembourg​​​​‌ ‍ ​‍​‍‌‍ ‌ ​‍‌‍‍‌‌‍‌ ‌‍‍‌‌‍ ‍​‍​‍​ ‍‍​‍​‍‌ ​ ‌‍​‌‌‍ ‍‌‍‍‌‌ ‌​‌ ‍‌​‍ ‍‌‍‍‌‌‍ ​‍​‍​‍ ​​‍​‍‌‍‍​‌ ​‍‌‍‌‌‌‍‌‍​‍​‍​ ‍‍​‍​‍​‍ ‌ ​ ‌ ‌​‌ ‌‌‌‍‌​‌‍‍‌‌‍ ​‍ ‌‍‍‌‌‍ ‍‌ ‌​‌‍‌‌‌‍ ‍‌ ‌​​‍ ‌‍‌‌‌‍‌​‌‍‍‌‌ ‌​​‍ ‌‍ ‌‌‍ ‌‍‌​‌‍‌‌​ ‌‌ ​​‌ ​‍‌‍‌‌‌ ​ ‌‍‌‌‌‍ ‍‌ ‌​‌‍​‌‌ ‌​‌‍‍‌‌‍ ‌‍ ‍​ ‍ ‌‍‍‌‌‍‌​​ ‌​ ‌‌​ ‌​‌‍​‌​ ‌‍​ ‌ ​ ​‌‌‍‌​​ ​‍​‍ ‌​ ‍‌​ ‌‌​ ​‌‌‍‌‌​‍ ‌​ ‌​‌‍‌‍​ ​​‌‍‌‌​‍ ‌​ ‍‌​ ‌ ​ ‍‌​ ‌ ​‍ ‌​ ​‌‌‍‌‌​ ‍‌‌‍‌​‌‍​‌​ ​​​ ​​‌‍‌‌​ ‍​​ ‌​‌‍‌‌​ ‌​​ ‍ ‌ ‌​‌ ‍‌‌ ​​‌‍‌‌​ ‌‌ ​​‌ ​‍‌‍ ‌‍‍‍‌‍‌‌‌‍​ ‌ ‌​​ ‍ ‌ ​​‌‍​‌‌ ‌​‌‍‍​​ ‌‌‍‌​‌‍‌‌‌ ‌​‌‍​‌‌‍‍‌‌‍ ​‌ ​ ​‍‌‌​ ‌‌‌​​‍‌‌ ‌‍‍ ‌‍‌‌‌ ‍‌​‍‌‌​ ​ ‌​‌​​‍‌‌​ ​ ‌​‌​​‍‌‌​ ​‍​ ​‍‌‍‌​​ ‌‍‌‍​ ​ ‌ ‌‍​ ‌‍​ ​ ‌ ​ ‍​‌‍​‌‌‍‌‌​ ‍​​ ​ ​‍‌‌​ ​‍​ ​‍​‍‌‌​ ‌‌‌​‌​​‍ ‍‌‍‍‌‌‍ ‍‌‍‌‍‌‍ ​ ‌‍​‍‌‍​‌‌ ​ ‌‍‌‌‌‌‌‌‌ ​‍‌‍ ​​ ‌​‍‌‌​ ​‍‌​‌‍‌ ​ ‌ ‌​‌ ‌‌‌‍‌​‌‍‍‌‌‍ ​‍‌‍‌‍‍‌‌‍‌​​ ‌​ ‌‌​ ‌​‌‍​‌​ ‌‍​ ‌ ​ ​‌‌‍‌​​ ​‍​‍ ‌​ ‍‌​ ‌‌​ ​‌‌‍‌‌​‍ ‌​ ‌​‌‍‌‍​ ​​‌‍‌‌​‍ ‌​ ‍‌​ ‌ ​ ‍‌​ ‌ ​‍ ‌​ ​‌‌‍‌‌​ ‍‌‌‍‌​‌‍​‌​ ​​​ ​​‌‍‌‌​ ‍​​ ‌​‌‍‌‌​ ‌​​‍‌‍‌ ‌​‌ ‍‌‌ ​​‌‍‌‌​ ‌‌ ​​‌ ​‍‌‍ ‌‍‍‍‌‍‌‌‌‍​ ‌ ‌​​‍‌‍‌ ​​‌‍​‌‌ ‌​‌‍‍​​ ‌‌‍‌​‌‍‌‌‌ ‌​‌‍​‌‌‍‍‌‌‍ ​‌ ​ ​‍‌‌​ ‌‌‌​​‍‌‌ ‌‍‍ ‌‍‌‌‌ ‍‌​‍‌‌​ ​ ‌​‌​​‍‌‌​ ​ ‌​‌​​‍‌‌​ ​‍​ ​‍‌‍‌​​ ‌‍‌‍​ ​ ‌ ‌‍​ ‌‍​ ​ ‌ ​ ‍​‌‍​‌‌‍‌‌​ ‍​​ ​ ​‍‌‌​ ​‍​ ​‍​‍‌‌​ ‌‌‌​‌​​‍ ‍‌‍‍‌‌‍ ‍‌‍‌‍‌‍ ​‍‌‍‌ ​​‌‍‌‌‌ ​‍‌ ​ ‌ ​​‌‍‌‌‌‍​ ‌ ‌​‌‍‍‌‌ ‌‍‌‍‌‌​ ‌‌ ​​‌ ‌‌‌‍​‍‌‍ ​‌‍‍‌‌ ​ ‌‍‍​‌‍‌‌‌‍‌​​‍​‍‌ ‌
Duration
2024–2027​​​​‌ ‍ ​‍​‍‌‍ ‌ ​‍‌‍‍‌‌‍‌ ‌‍‍‌‌‍ ‍​‍​‍​ ‍‍​‍​‍‌ ​ ‌‍​‌‌‍ ‍‌‍‍‌‌ ‌​‌ ‍‌​‍ ‍‌‍‍‌‌‍ ​‍​‍​‍ ​​‍​‍‌‍‍​‌ ​‍‌‍‌‌‌‍‌‍​‍​‍​ ‍‍​‍​‍​‍ ‌ ​ ‌ ‌​‌ ‌‌‌‍‌​‌‍‍‌‌‍ ​‍ ‌‍‍‌‌‍ ‍‌ ‌​‌‍‌‌‌‍ ‍‌ ‌​​‍ ‌‍‌‌‌‍‌​‌‍‍‌‌ ‌​​‍ ‌‍ ‌‌‍ ‌‍‌​‌‍‌‌​ ‌‌ ​​‌ ​‍‌‍‌‌‌ ​ ‌‍‌‌‌‍ ‍‌ ‌​‌‍​‌‌ ‌​‌‍‍‌‌‍ ‌‍ ‍​ ‍ ‌‍‍‌‌‍‌​​ ‌​ ‌‌​ ‌​‌‍​‌​ ‌‍​ ‌ ​ ​‌‌‍‌​​ ​‍​‍ ‌​ ‍‌​ ‌‌​ ​‌‌‍‌‌​‍ ‌​ ‌​‌‍‌‍​ ​​‌‍‌‌​‍ ‌​ ‍‌​ ‌ ​ ‍‌​ ‌ ​‍ ‌​ ​‌‌‍‌‌​ ‍‌‌‍‌​‌‍​‌​ ​​​ ​​‌‍‌‌​ ‍​​ ‌​‌‍‌‌​ ‌​​ ‍ ‌ ‌​‌ ‍‌‌ ​​‌‍‌‌​ ‌‌ ​​‌ ​‍‌‍ ‌‍‍‍‌‍‌‌‌‍​ ‌ ‌​​ ‍ ‌ ​​‌‍​‌‌ ‌​‌‍‍​​ ‌‌‍‌​‌‍‌‌‌ ‌​‌‍​‌‌‍‍‌‌‍ ​‌ ​ ​‍‌‌​ ‌‌‌​​‍‌‌ ‌‍‍ ‌‍‌‌‌ ‍‌​‍‌‌​ ​ ‌​‌​​‍‌‌​ ​ ‌​‌​​‍‌‌​ ​‍​ ​‍​ ‌​​ ‌ ​ ​​‌‍​ ​ ​‍‌‍‌​​ ‌​‌‍‌‌‌‍​‍​ ​‍​ ​ ‌‍​ ​‍‌‌​ ​‍​ ​‍​‍‌‌​ ‌‌‌​‌​​‍ ‍‌‍‍‌‌‍ ‍‌‍‌‍‌‍ ​ ‌‍​‍‌‍​‌‌ ​ ‌‍‌‌‌‌‌‌‌ ​‍‌‍ ​​ ‌​‍‌‌​ ​‍‌​‌‍‌ ​ ‌ ‌​‌ ‌‌‌‍‌​‌‍‍‌‌‍ ​‍‌‍‌‍‍‌‌‍‌​​ ‌​ ‌‌​ ‌​‌‍​‌​ ‌‍​ ‌ ​ ​‌‌‍‌​​ ​‍​‍ ‌​ ‍‌​ ‌‌​ ​‌‌‍‌‌​‍ ‌​ ‌​‌‍‌‍​ ​​‌‍‌‌​‍ ‌​ ‍‌​ ‌ ​ ‍‌​ ‌ ​‍ ‌​ ​‌‌‍‌‌​ ‍‌‌‍‌​‌‍​‌​ ​​​ ​​‌‍‌‌​ ‍​​ ‌​‌‍‌‌​ ‌​​‍‌‍‌ ‌​‌ ‍‌‌ ​​‌‍‌‌​ ‌‌ ​​‌ ​‍‌‍ ‌‍‍‍‌‍‌‌‌‍​ ‌ ‌​​‍‌‍‌ ​​‌‍​‌‌ ‌​‌‍‍​​ ‌‌‍‌​‌‍‌‌‌ ‌​‌‍​‌‌‍‍‌‌‍ ​‌ ​ ​‍‌‌​ ‌‌‌​​‍‌‌ ‌‍‍ ‌‍‌‌‌ ‍‌​‍‌‌​ ​ ‌​‌​​‍‌‌​ ​ ‌​‌​​‍‌‌​ ​‍​ ​‍​ ‌​​ ‌ ​ ​​‌‍​ ​ ​‍‌‍‌​​ ‌​‌‍‌‌‌‍​‍​ ​‍​ ​ ‌‍​ ​‍‌‌​ ​‍​ ​‍​‍‌‌​ ‌‌‌​‌​​‍ ‍‌‍‍‌‌‍ ‍‌‍‌‍‌‍ ​‍‌‍‌ ​​‌‍‌‌‌ ​‍‌ ​ ‌ ​​‌‍‌‌‌‍​ ‌ ‌​‌‍‍‌‌ ‌‍‌‍‌‌​ ‌‌ ​​‌ ‌‌‌‍​‍‌‍ ​‌‍‍‌‌ ​ ‌‍‍​‌‍‌‌‌‍‌​​‍​‍‌ ‌
Focus Areas
Migrant participation, local integration, capacity-building,
advocacy, inclusive policy​​​​‌ ‍ ​‍​‍‌‍ ‌ ​‍‌‍‍‌‌‍‌ ‌‍‍‌‌‍ ‍​‍​‍​ ‍‍​‍​‍‌ ​ ‌‍​‌‌‍ ‍‌‍‍‌‌ ‌​‌ ‍‌​‍ ‍‌‍‍‌‌‍ ​‍​‍​‍ ​​‍​‍‌‍‍​‌ ​‍‌‍‌‌‌‍‌‍​‍​‍​ ‍‍​‍​‍​‍ ‌ ​ ‌ ‌​‌ ‌‌‌‍‌​‌‍‍‌‌‍ ​‍ ‌‍‍‌‌‍ ‍‌ ‌​‌‍‌‌‌‍ ‍‌ ‌​​‍ ‌‍‌‌‌‍‌​‌‍‍‌‌ ‌​​‍ ‌‍ ‌‌‍ ‌‍‌​‌‍‌‌​ ‌‌ ​​‌ ​‍‌‍‌‌‌ ​ ‌‍‌‌‌‍ ‍‌ ‌​‌‍​‌‌ ‌​‌‍‍‌‌‍ ‌‍ ‍​ ‍ ‌‍‍‌‌‍‌​​ ‌​ ‌‌​ ‌​‌‍​‌​ ‌‍​ ‌ ​ ​‌‌‍‌​​ ​‍​‍ ‌​ ‍‌​ ‌‌​ ​‌‌‍‌‌​‍ ‌​ ‌​‌‍‌‍​ ​​‌‍‌‌​‍ ‌​ ‍‌​ ‌ ​ ‍‌​ ‌ ​‍ ‌​ ​‌‌‍‌‌​ ‍‌‌‍‌​‌‍​‌​ ​​​ ​​‌‍‌‌​ ‍​​ ‌​‌‍‌‌​ ‌​​ ‍ ‌ ‌​‌ ‍‌‌ ​​‌‍‌‌​ ‌‌ ​​‌ ​‍‌‍ ‌‍‍‍‌‍‌‌‌‍​ ‌ ‌​​ ‍ ‌ ​​‌‍​‌‌ ‌​‌‍‍​​ ‌‌‍‌​‌‍‌‌‌ ‌​‌‍​‌‌‍‍‌‌‍ ​‌ ​ ​‍‌‌​ ‌‌‌​​‍‌‌ ‌‍‍ ‌‍‌‌‌ ‍‌​‍‌‌​ ​ ‌​‌​​‍‌‌​ ​ ‌​‌​​‍‌‌​ ​‍​ ​‍​ ​‍​ ‍‌​ ​‍‌‍‌​​ ‌ ​ ​ ‌‍​‌‌‍‌‍​ ‌ ​ ​‍​ ​​‌‍​‍​‍‌‌​ ​‍​ ​‍​‍‌‌​ ‌‌‌​‌​​‍ ‍‌‍‍‌‌‍ ‍‌‍‌‍‌‍ ​ ‌‍​‍‌‍​‌‌ ​ ‌‍‌‌‌‌‌‌‌ ​‍‌‍ ​​ ‌​‍‌‌​ ​‍‌​‌‍‌ ​ ‌ ‌​‌ ‌‌‌‍‌​‌‍‍‌‌‍ ​‍‌‍‌‍‍‌‌‍‌​​ ‌​ ‌‌​ ‌​‌‍​‌​ ‌‍​ ‌ ​ ​‌‌‍‌​​ ​‍​‍ ‌​ ‍‌​ ‌‌​ ​‌‌‍‌‌​‍ ‌​ ‌​‌‍‌‍​ ​​‌‍‌‌​‍ ‌​ ‍‌​ ‌ ​ ‍‌​ ‌ ​‍ ‌​ ​‌‌‍‌‌​ ‍‌‌‍‌​‌‍​‌​ ​​​ ​​‌‍‌‌​ ‍​​ ‌​‌‍‌‌​ ‌​​‍‌‍‌ ‌​‌ ‍‌‌ ​​‌‍‌‌​ ‌‌ ​​‌ ​‍‌‍ ‌‍‍‍‌‍‌‌‌‍​ ‌ ‌​​‍‌‍‌ ​​‌‍​‌‌ ‌​‌‍‍​​ ‌‌‍‌​‌‍‌‌‌ ‌​‌‍​‌‌‍‍‌‌‍ ​‌ ​ ​‍‌‌​ ‌‌‌​​‍‌‌ ‌‍‍ ‌‍‌‌‌ ‍‌​‍‌‌​ ​ ‌​‌​​‍‌‌​ ​ ‌​‌​​‍‌‌​ ​‍​ ​‍​ ​‍​ ‍‌​ ​‍‌‍‌​​ ‌ ​ ​ ‌‍​‌‌‍‌‍​ ‌ ​ ​‍​ ​​‌‍​‍​‍‌‌​ ​‍​ ​‍​‍‌‌​ ‌‌‌​‌​​‍ ‍‌‍‍‌‌‍ ‍‌‍‌‍‌‍ ​‍‌‍‌ ​​‌‍‌‌‌ ​‍‌ ​ ‌ ​​‌‍‌‌‌‍​ ‌ ‌​‌‍‍‌‌ ‌‍‌‍‌‌​ ‌‌ ​​‌ ‌‌‌‍​‍‌‍ ​‌‍‍‌‌ ​ ‌‍‍​‌‍‌‌‌‍‌​​‍​‍‌ ‌
Funding
EU AMIF – Asylum, Migration and Integration Fund​​​​‌ ‍ ​‍​‍‌‍ ‌ ​‍‌‍‍‌‌‍‌ ‌‍‍‌‌‍ ‍​‍​‍​ ‍‍​‍​‍‌ ​ ‌‍​‌‌‍ ‍‌‍‍‌‌ ‌​‌ ‍‌​‍ ‍‌‍‍‌‌‍ ​‍​‍​‍ ​​‍​‍‌‍‍​‌ ​‍‌‍‌‌‌‍‌‍​‍​‍​ ‍‍​‍​‍​‍ ‌ ​ ‌ ‌​‌ ‌‌‌‍‌​‌‍‍‌‌‍ ​‍ ‌‍‍‌‌‍ ‍‌ ‌​‌‍‌‌‌‍ ‍‌ ‌​​‍ ‌‍‌‌‌‍‌​‌‍‍‌‌ ‌​​‍ ‌‍ ‌‌‍ ‌‍‌​‌‍‌‌​ ‌‌ ​​‌ ​‍‌‍‌‌‌ ​ ‌‍‌‌‌‍ ‍‌ ‌​‌‍​‌‌ ‌​‌‍‍‌‌‍ ‌‍ ‍​ ‍ ‌‍‍‌‌‍‌​​ ‌​ ‌‌​ ‌​‌‍​‌​ ‌‍​ ‌ ​ ​‌‌‍‌​​ ​‍​‍ ‌​ ‍‌​ ‌‌​ ​‌‌‍‌‌​‍ ‌​ ‌​‌‍‌‍​ ​​‌‍‌‌​‍ ‌​ ‍‌​ ‌ ​ ‍‌​ ‌ ​‍ ‌​ ​‌‌‍‌‌​ ‍‌‌‍‌​‌‍​‌​ ​​​ ​​‌‍‌‌​ ‍​​ ‌​‌‍‌‌​ ‌​​ ‍ ‌ ‌​‌ ‍‌‌ ​​‌‍‌‌​ ‌‌ ​​‌ ​‍‌‍ ‌‍‍‍‌‍‌‌‌‍​ ‌ ‌​​ ‍ ‌ ​​‌‍​‌‌ ‌​‌‍‍​​ ‌‌‍‌​‌‍‌‌‌ ‌​‌‍​‌‌‍‍‌‌‍ ​‌ ​ ​‍‌‌​ ‌‌‌​​‍‌‌ ‌‍‍ ‌‍‌‌‌ ‍‌​‍‌‌​ ​ ‌​‌​​‍‌‌​ ​ ‌​‌​​‍‌‌​ ​‍​ ​‍​ ‌​‌‍​ ​ ​‍​ ‌‌‌‍​‍​ ‌‌‌‍​‍​ ‌​​ ​‌​ ‌‍​ ​​​ ​‍​‍‌‌​ ​‍​ ​‍​‍‌‌​ ‌‌‌​‌​​‍ ‍‌‍‍‌‌‍ ‍‌‍‌‍‌‍ ​ ‌‍​‍‌‍​‌‌ ​ ‌‍‌‌‌‌‌‌‌ ​‍‌‍ ​​ ‌​‍‌‌​ ​‍‌​‌‍‌ ​ ‌ ‌​‌ ‌‌‌‍‌​‌‍‍‌‌‍ ​‍‌‍‌‍‍‌‌‍‌​​ ‌​ ‌‌​ ‌​‌‍​‌​ ‌‍​ ‌ ​ ​‌‌‍‌​​ ​‍​‍ ‌​ ‍‌​ ‌‌​ ​‌‌‍‌‌​‍ ‌​ ‌​‌‍‌‍​ ​​‌‍‌‌​‍ ‌​ ‍‌​ ‌ ​ ‍‌​ ‌ ​‍ ‌​ ​‌‌‍‌‌​ ‍‌‌‍‌​‌‍​‌​ ​​​ ​​‌‍‌‌​ ‍​​ ‌​‌‍‌‌​ ‌​​‍‌‍‌ ‌​‌ ‍‌‌ ​​‌‍‌‌​ ‌‌ ​​‌ ​‍‌‍ ‌‍‍‍‌‍‌‌‌‍​ ‌ ‌​​‍‌‍‌ ​​‌‍​‌‌ ‌​‌‍‍​​ ‌‌‍‌​‌‍‌‌‌ ‌​‌‍​‌‌‍‍‌‌‍ ​‌ ​ ​‍‌‌​ ‌‌‌​​‍‌‌ ‌‍‍ ‌‍‌‌‌ ‍‌​‍‌‌​ ​ ‌​‌​​‍‌‌​ ​ ‌​‌​​‍‌‌​ ​‍​ ​‍​ ‌​‌‍​ ​ ​‍​ ‌‌‌‍​‍​ ‌‌‌‍​‍​ ‌​​ ​‌​ ‌‍​ ​​​ ​‍​‍‌‌​ ​‍​ ​‍​‍‌‌​ ‌‌‌​‌​​‍ ‍‌‍‍‌‌‍ ‍‌‍‌‍‌‍ ​‍‌‍‌ ​​‌‍‌‌‌ ​‍‌ ​ ‌ ​​‌‍‌‌‌‍​ ‌ ‌​‌‍‍‌‌ ‌‍‌‍‌‌​ ‌‌ ​​‌ ‌‌‌‍​‍‌‍ ​‌‍‍‌‌ ​ ‌‍‍​‌‍‌‌‌‍‌​​‍​‍‌ ‌
Key Activities & Learnings​​​​‌ ‍ ​‍​‍‌‍ ‌ ​‍‌‍‍‌‌‍‌ ‌‍‍‌‌‍ ‍​‍​‍​ ‍‍​‍​‍‌ ​ ‌‍​‌‌‍ ‍‌‍‍‌‌ ‌​‌ ‍‌​‍ ‍‌‍‍‌‌‍ ​‍​‍​‍ ​​‍​‍‌‍‍​‌ ​‍‌‍‌‌‌‍‌‍​‍​‍​ ‍‍​‍​‍​‍ ‌ ​ ‌ ‌​‌ ‌‌‌‍‌​‌‍‍‌‌‍ ​‍ ‌‍‍‌‌‍ ‍‌ ‌​‌‍‌‌‌‍ ‍‌ ‌​​‍ ‌‍‌‌‌‍‌​‌‍‍‌‌ ‌​​‍ ‌‍ ‌‌‍ ‌‍‌​‌‍‌‌​ ‌‌ ​​‌ ​‍‌‍‌‌‌ ​ ‌‍‌‌‌‍ ‍‌ ‌​‌‍​‌‌ ‌​‌‍‍‌‌‍ ‌‍ ‍​ ‍ ‌‍‍‌‌‍‌​​ ‌​ ‌‌​ ‌​‌‍​‌​ ‌‍​ ‌ ​ ​‌‌‍‌​​ ​‍​‍ ‌​ ‍‌​ ‌‌​ ​‌‌‍‌‌​‍ ‌​ ‌​‌‍‌‍​ ​​‌‍‌‌​‍ ‌​ ‍‌​ ‌ ​ ‍‌​ ‌ ​‍ ‌​ ​‌‌‍‌‌​ ‍‌‌‍‌​‌‍​‌​ ​​​ ​​‌‍‌‌​ ‍​​ ‌​‌‍‌‌​ ‌​​ ‍ ‌ ‌​‌ ‍‌‌ ​​‌‍‌‌​ ‌‌ ​​‌ ​‍‌‍ ‌‍‍‍‌‍‌‌‌‍​ ‌ ‌​​ ‍ ‌ ​​‌‍​‌‌ ‌​‌‍‍​​ ‌‌‍​ ‌ ‌‌‌ ​ ‌ ‌​‌‍ ‌‍ ‌‌‌​ ‌‍‌‌‌‍​ ‌ ‌​‌‍‍‌‌‍ ‌‍ ‍‌ ​ ​‍‌‌​ ‌‌‌​​‍‌‌ ‌‍‍ ‌‍‌‌‌ ‍‌​‍‌‌​ ​ ‌​‌​​‍‌‌​ ​ ‌​‌​​‍‌‌​ ​‍​ ​‍​ ​‍‌‍‌‍​ ‍​‌‍‌‌​ ‌​​ ​ ​ ‌​‌‍‌‍​ ‌ ​ ​ ​ ‍‌​ ‌ ​‍‌‌​ ​‍​ ​‍​‍‌‌​ ‌‌‌​‌​​‍ ‍‌ ‌​‌‍‍‌‌ ‌​‌‍ ​‌‍‌‌​ ‌‍​‍‌‍​‌‌ ​ ‌‍‌‌‌‌‌‌‌ ​‍‌‍ ​​ ‌​‍‌‌​ ​‍‌​‌‍‌ ​ ‌ ‌​‌ ‌‌‌‍‌​‌‍‍‌‌‍ ​‍‌‍‌‍‍‌‌‍‌​​ ‌​ ‌‌​ ‌​‌‍​‌​ ‌‍​ ‌ ​ ​‌‌‍‌​​ ​‍​‍ ‌​ ‍‌​ ‌‌​ ​‌‌‍‌‌​‍ ‌​ ‌​‌‍‌‍​ ​​‌‍‌‌​‍ ‌​ ‍‌​ ‌ ​ ‍‌​ ‌ ​‍ ‌​ ​‌‌‍‌‌​ ‍‌‌‍‌​‌‍​‌​ ​​​ ​​‌‍‌‌​ ‍​​ ‌​‌‍‌‌​ ‌​​‍‌‍‌ ‌​‌ ‍‌‌ ​​‌‍‌‌​ ‌‌ ​​‌ ​‍‌‍ ‌‍‍‍‌‍‌‌‌‍​ ‌ ‌​​‍‌‍‌ ​​‌‍​‌‌ ‌​‌‍‍​​ ‌‌‍​ ‌ ‌‌‌ ​ ‌ ‌​‌‍ ‌‍ ‌‌‌​ ‌‍‌‌‌‍​ ‌ ‌​‌‍‍‌‌‍ ‌‍ ‍‌ ​ ​‍‌‌​ ‌‌‌​​‍‌‌ ‌‍‍ ‌‍‌‌‌ ‍‌​‍‌‌​ ​ ‌​‌​​‍‌‌​ ​ ‌​‌​​‍‌‌​ ​‍​ ​‍​ ​‍‌‍‌‍​ ‍​‌‍‌‌​ ‌​​ ​ ​ ‌​‌‍‌‍​ ‌ ​ ​ ​ ‍‌​ ‌ ​‍‌‌​ ​‍​ ​‍​‍‌‌​ ‌‌‌​‌​​‍ ‍‌ ‌​‌‍‍‌‌ ‌​‌‍ ​‌‍‌‌​‍‌‍‌ ​​‌‍‌‌‌ ​‍‌ ​ ‌ ​​‌‍‌‌‌‍​ ‌ ‌​‌‍‍‌‌ ‌‍‌‍‌‌​ ‌‌ ​​‌ ‌‌‌‍​‍‌‍ ​‌‍‍‌‌ ​ ‌‍‍​‌‍‌‌‌‍‌​​‍​‍‌ ‌
The project aims to support the development and implementation of local integration strategies by increasing migrants’ and Diaspora
organization’s participation for more effective inclusion at local and regional level, with a special emphasis on including migrants with
specific needs focusing on persons in need of international protection, young migrants and women.19 partners of which 8 local and
regional authorities, will implement and strengthen meaningful and sustainable participation mechanisms in local integration as migrants’
councils, e-participation and policy advocacy.​​​​‌ ‍ ​‍​‍‌‍ ‌ ​‍‌‍‍‌‌‍‌ ‌‍‍‌‌‍ ‍​‍​‍​ ‍‍​‍​‍‌ ​ ‌‍​‌‌‍ ‍‌‍‍‌‌ ‌​‌ ‍‌​‍ ‍‌‍‍‌‌‍ ​‍​‍​‍ ​​‍​‍‌‍‍​‌ ​‍‌‍‌‌‌‍‌‍​‍​‍​ ‍‍​‍​‍​‍ ‌ ​ ‌ ‌​‌ ‌‌‌‍‌​‌‍‍‌‌‍ ​‍ ‌‍‍‌‌‍ ‍‌ ‌​‌‍‌‌‌‍ ‍‌ ‌​​‍ ‌‍‌‌‌‍‌​‌‍‍‌‌ ‌​​‍ ‌‍ ‌‌‍ ‌‍‌​‌‍‌‌​ ‌‌ ​​‌ ​‍‌‍‌‌‌ ​ ‌‍‌‌‌‍ ‍‌ ‌​‌‍​‌‌ ‌​‌‍‍‌‌‍ ‌‍ ‍​ ‍ ‌‍‍‌‌‍‌​​ ‌​ ‌‌​ ‌​‌‍​‌​ ‌‍​ ‌ ​ ​‌‌‍‌​​ ​‍​‍ ‌​ ‍‌​ ‌‌​ ​‌‌‍‌‌​‍ ‌​ ‌​‌‍‌‍​ ​​‌‍‌‌​‍ ‌​ ‍‌​ ‌ ​ ‍‌​ ‌ ​‍ ‌​ ​‌‌‍‌‌​ ‍‌‌‍‌​‌‍​‌​ ​​​ ​​‌‍‌‌​ ‍​​ ‌​‌‍‌‌​ ‌​​ ‍ ‌ ‌​‌ ‍‌‌ ​​‌‍‌‌​ ‌‌ ​​‌ ​‍‌‍ ‌‍‍‍‌‍‌‌‌‍​ ‌ ‌​​ ‍ ‌ ​​‌‍​‌‌ ‌​‌‍‍​​ ‌‌‍​ ‌ ‌‌‌ ​ ‌ ‌​‌‍ ‌‍ ‌‌‌​ ‌‍‌‌‌‍​ ‌ ‌​‌‍‍‌‌‍ ‌‍ ‍‌ ​ ​‍‌‌​ ‌‌‌​​‍‌‌ ‌‍‍ ‌‍‌‌‌ ‍‌​‍‌‌​ ​ ‌​‌​​‍‌‌​ ​ ‌​‌​​‍‌‌​ ​‍​ ​‍​ ​‍‌‍‌‍​ ‍​‌‍‌‌​ ‌​​ ​ ​ ‌​‌‍‌‍​ ‌ ​ ​ ​ ‍‌​ ‌ ​‍‌‌​ ​‍​ ​‍​‍‌‌​ ‌‌‌​‌​​‍ ‍‌‍​ ‌‍ ‌‍ ‍‌ ‌​‌‍‌‌‌‍ ‍‌ ‌​​‍‌‌​ ‌‌‌​​‍‌‌ ‌‍‍ ‌‍‌‌‌ ‍‌​‍‌‌​ ​ ‌​‌​​‍‌‌​ ​ ‌​‌​​‍‌‌​ ​‍​ ​‍​ ​‍‌‍‌​​ ‌ ‌‍​‌​ ‍‌​ ​​‌‍​ ​ ‌ ​ ​‌​ ​‌​ ‌​‌‍​‌​‍‌‌​ ​‍​ ​‍​‍‌‌​ ‌‌‌​‌​​‍ ‍‌‍​ ‌‍‍​‌‍‍‌‌‍ ​‌‍‌​‌ ​‍‌‍‌‌‌‍ ‍​‍‌‌​ ‌‌‌​​‍‌‌ ‌‍‍ ‌‍‌‌‌ ‍‌​‍‌‌​ ​ ‌​‌​​‍‌‌​ ​ ‌​‌​​‍‌‌​ ​‍​ ​‍‌‍​ ​ ​‍​ ​‌‌‍​‌​ ​‌​ ​​​ ​ ​ ‌‌‌‍​‌​ ​‌​ ​​​ ‌​​‍‌‌​ ​‍​ ​‍​‍‌‌​ ‌‌‌​‌​​‍ ‍‌ ‌​‌‍‌‌‌ ‍​‌ ‌​​ ‌‍​‍‌‍​‌‌ ​ ‌‍‌‌‌‌‌‌‌ ​‍‌‍ ​​ ‌​‍‌‌​ ​‍‌​‌‍‌ ​ ‌ ‌​‌ ‌‌‌‍‌​‌‍‍‌‌‍ ​‍‌‍‌‍‍‌‌‍‌​​ ‌​ ‌‌​ ‌​‌‍​‌​ ‌‍​ ‌ ​ ​‌‌‍‌​​ ​‍​‍ ‌​ ‍‌​ ‌‌​ ​‌‌‍‌‌​‍ ‌​ ‌​‌‍‌‍​ ​​‌‍‌‌​‍ ‌​ ‍‌​ ‌ ​ ‍‌​ ‌ ​‍ ‌​ ​‌‌‍‌‌​ ‍‌‌‍‌​‌‍​‌​ ​​​ ​​‌‍‌‌​ ‍​​ ‌​‌‍‌‌​ ‌​​‍‌‍‌ ‌​‌ ‍‌‌ ​​‌‍‌‌​ ‌‌ ​​‌ ​‍‌‍ ‌‍‍‍‌‍‌‌‌‍​ ‌ ‌​​‍‌‍‌ ​​‌‍​‌‌ ‌​‌‍‍​​ ‌‌‍​ ‌ ‌‌‌ ​ ‌ ‌​‌‍ ‌‍ ‌‌‌​ ‌‍‌‌‌‍​ ‌ ‌​‌‍‍‌‌‍ ‌‍ ‍‌ ​ ​‍‌‌​ ‌‌‌​​‍‌‌ ‌‍‍ ‌‍‌‌‌ ‍‌​‍‌‌​ ​ ‌​‌​​‍‌‌​ ​ ‌​‌​​‍‌‌​ ​‍​ ​‍​ ​‍‌‍‌‍​ ‍​‌‍‌‌​ ‌​​ ​ ​ ‌​‌‍‌‍​ ‌ ​ ​ ​ ‍‌​ ‌ ​‍‌‌​ ​‍​ ​‍​‍‌‌​ ‌‌‌​‌​​‍ ‍‌‍​ ‌‍ ‌‍ ‍‌ ‌​‌‍‌‌‌‍ ‍‌ ‌​​‍‌‌​ ‌‌‌​​‍‌‌ ‌‍‍ ‌‍‌‌‌ ‍‌​‍‌‌​ ​ ‌​‌​​‍‌‌​ ​ ‌​‌​​‍‌‌​ ​‍​ ​‍​ ​‍‌‍‌​​ ‌ ‌‍​‌​ ‍‌​ ​​‌‍​ ​ ‌ ​ ​‌​ ​‌​ ‌​‌‍​‌​‍‌‌​ ​‍​ ​‍​‍‌‌​ ‌‌‌​‌​​‍ ‍‌‍​ ‌‍‍​‌‍‍‌‌‍ ​‌‍‌​‌ ​‍‌‍‌‌‌‍ ‍​‍‌‌​ ‌‌‌​​‍‌‌ ‌‍‍ ‌‍‌‌‌ ‍‌​‍‌‌​ ​ ‌​‌​​‍‌‌​ ​ ‌​‌​​‍‌‌​ ​‍​ ​‍‌‍​ ​ ​‍​ ​‌‌‍​‌​ ​‌​ ​​​ ​ ​ ‌‌‌‍​‌​ ​‌​ ​​​ ‌​​‍‌‌​ ​‍​ ​‍​‍‌‌​ ‌‌‌​‌​​‍ ‍‌ ‌​‌‍‌‌‌ ‍​‌ ‌​​‍‌‍‌ ​​‌‍‌‌‌ ​‍‌ ​ ‌ ​​‌‍‌‌‌‍​ ‌ ‌​‌‍‍‌‌ ‌‍‌‍‌‌​ ‌‌ ​​‌ ‌‌‌‍​‍‌‍ ​‌‍‍‌‌ ​ ‌‍‍​‌‍‌‌‌‍‌​​‍​‍‌ ‌
Pillar 1: Empower Migrant Participation​​​​‌ ‍ ​‍​‍‌‍ ‌ ​‍‌‍‍‌‌‍‌ ‌‍‍‌‌‍ ‍​‍​‍​ ‍‍​‍​‍‌ ​ ‌‍​‌‌‍ ‍‌‍‍‌‌ ‌​‌ ‍‌​‍ ‍‌‍‍‌‌‍ ​‍​‍​‍ ​​‍​‍‌‍‍​‌ ​‍‌‍‌‌‌‍‌‍​‍​‍​ ‍‍​‍​‍​‍ ‌ ​ ‌ ‌​‌ ‌‌‌‍‌​‌‍‍‌‌‍ ​‍ ‌‍‍‌‌‍ ‍‌ ‌​‌‍‌‌‌‍ ‍‌ ‌​​‍ ‌‍‌‌‌‍‌​‌‍‍‌‌ ‌​​‍ ‌‍ ‌‌‍ ‌‍‌​‌‍‌‌​ ‌‌ ​​‌ ​‍‌‍‌‌‌ ​ ‌‍‌‌‌‍ ‍‌ ‌​‌‍​‌‌ ‌​‌‍‍‌‌‍ ‌‍ ‍​ ‍ ‌‍‍‌‌‍‌​​ ‌​ ‌‌​ ‌​‌‍​‌​ ‌‍​ ‌ ​ ​‌‌‍‌​​ ​‍​‍ ‌​ ‍‌​ ‌‌​ ​‌‌‍‌‌​‍ ‌​ ‌​‌‍‌‍​ ​​‌‍‌‌​‍ ‌​ ‍‌​ ‌ ​ ‍‌​ ‌ ​‍ ‌​ ​‌‌‍‌‌​ ‍‌‌‍‌​‌‍​‌​ ​​​ ​​‌‍‌‌​ ‍​​ ‌​‌‍‌‌​ ‌​​ ‍ ‌ ‌​‌ ‍‌‌ ​​‌‍‌‌​ ‌‌ ​​‌ ​‍‌‍ ‌‍‍‍‌‍‌‌‌‍​ ‌ ‌​​ ‍ ‌ ​​‌‍​‌‌ ‌​‌‍‍​​ ‌‌‍​ ‌ ‌‌‌ ​ ‌ ‌​‌‍ ‌‍ ‌‌‌​ ‌‍‌‌‌‍​ ‌ ‌​‌‍‍‌‌‍ ‌‍ ‍‌ ​ ​‍‌‌​ ‌‌‌​​‍‌‌ ‌‍‍ ‌‍‌‌‌ ‍‌​‍‌‌​ ​ ‌​‌​​‍‌‌​ ​ ‌​‌​​‍‌‌​ ​‍​ ​‍​ ​‍‌‍‌‍​ ‍​‌‍‌‌​ ‌​​ ​ ​ ‌​‌‍‌‍​ ‌ ​ ​ ​ ‍‌​ ‌ ​‍‌‌​ ​‍​ ​‍​‍‌‌​ ‌‌‌​‌​​‍ ‍‌‍​ ‌‍ ‌‍ ‍‌ ‌​‌‍‌‌‌‍ ‍‌ ‌​​‍‌‌​ ‌‌‌​​‍‌‌ ‌‍‍ ‌‍‌‌‌ ‍‌​‍‌‌​ ​ ‌​‌​​‍‌‌​ ​ ‌​‌​​‍‌‌​ ​‍​ ​‍​ ‌‌​ ‌​‌‍‌‌‌‍​ ​ ​​​ ​‍​ ‍​​ ​​​ ‌​‌‍​‌​ ​​‌‍​‌​‍‌‌​ ​‍​ ​‍​‍‌‌​ ‌‌‌​‌​​‍ ‍‌‍​ ‌‍‍​‌‍‍‌‌‍ ​‌‍‌​‌ ​‍‌‍‌‌‌‍ ‍​‍‌‌​ ‌‌‌​​‍‌‌ ‌‍‍ ‌‍‌‌‌ ‍‌​‍‌‌​ ​ ‌​‌​​‍‌‌​ ​ ‌​‌​​‍‌‌​ ​‍​ ​‍‌‍‌‍‌‍​‍‌‍​‍‌‍‌‌​ ‌​‌‍‌‍​ ​‍‌‍​ ‌‍‌‍‌‍​‌​ ‌‍‌‍​ ​‍‌‌​ ​‍​ ​‍​‍‌‌​ ‌‌‌​‌​​‍ ‍‌ ‌​‌‍‌‌‌ ‍​‌ ‌​​ ‌‍​‍‌‍​‌‌ ​ ‌‍‌‌‌‌‌‌‌ ​‍‌‍ ​​ ‌​‍‌‌​ ​‍‌​‌‍‌ ​ ‌ ‌​‌ ‌‌‌‍‌​‌‍‍‌‌‍ ​‍‌‍‌‍‍‌‌‍‌​​ ‌​ ‌‌​ ‌​‌‍​‌​ ‌‍​ ‌ ​ ​‌‌‍‌​​ ​‍​‍ ‌​ ‍‌​ ‌‌​ ​‌‌‍‌‌​‍ ‌​ ‌​‌‍‌‍​ ​​‌‍‌‌​‍ ‌​ ‍‌​ ‌ ​ ‍‌​ ‌ ​‍ ‌​ ​‌‌‍‌‌​ ‍‌‌‍‌​‌‍​‌​ ​​​ ​​‌‍‌‌​ ‍​​ ‌​‌‍‌‌​ ‌​​‍‌‍‌ ‌​‌ ‍‌‌ ​​‌‍‌‌​ ‌‌ ​​‌ ​‍‌‍ ‌‍‍‍‌‍‌‌‌‍​ ‌ ‌​​‍‌‍‌ ​​‌‍​‌‌ ‌​‌‍‍​​ ‌‌‍​ ‌ ‌‌‌ ​ ‌ ‌​‌‍ ‌‍ ‌‌‌​ ‌‍‌‌‌‍​ ‌ ‌​‌‍‍‌‌‍ ‌‍ ‍‌ ​ ​‍‌‌​ ‌‌‌​​‍‌‌ ‌‍‍ ‌‍‌‌‌ ‍‌​‍‌‌​ ​ ‌​‌​​‍‌‌​ ​ ‌​‌​​‍‌‌​ ​‍​ ​‍​ ​‍‌‍‌‍​ ‍​‌‍‌‌​ ‌​​ ​ ​ ‌​‌‍‌‍​ ‌ ​ ​ ​ ‍‌​ ‌ ​‍‌‌​ ​‍​ ​‍​‍‌‌​ ‌‌‌​‌​​‍ ‍‌‍​ ‌‍ ‌‍ ‍‌ ‌​‌‍‌‌‌‍ ‍‌ ‌​​‍‌‌​ ‌‌‌​​‍‌‌ ‌‍‍ ‌‍‌‌‌ ‍‌​‍‌‌​ ​ ‌​‌​​‍‌‌​ ​ ‌​‌​​‍‌‌​ ​‍​ ​‍​ ‌‌​ ‌​‌‍‌‌‌‍​ ​ ​​​ ​‍​ ‍​​ ​​​ ‌​‌‍​‌​ ​​‌‍​‌​‍‌‌​ ​‍​ ​‍​‍‌‌​ ‌‌‌​‌​​‍ ‍‌‍​ ‌‍‍​‌‍‍‌‌‍ ​‌‍‌​‌ ​‍‌‍‌‌‌‍ ‍​‍‌‌​ ‌‌‌​​‍‌‌ ‌‍‍ ‌‍‌‌‌ ‍‌​‍‌‌​ ​ ‌​‌​​‍‌‌​ ​ ‌​‌​​‍‌‌​ ​‍​ ​‍‌‍‌‍‌‍​‍‌‍​‍‌‍‌‌​ ‌​‌‍‌‍​ ​‍‌‍​ ‌‍‌‍‌‍​‌​ ‌‍‌‍​ ​‍‌‌​ ​‍​ ​‍​‍‌‌​ ‌‌‌​‌​​‍ ‍‌ ‌​‌‍‌‌‌ ‍​‌ ‌​​‍‌‍‌ ​​‌‍‌‌‌ ​‍‌ ​ ‌ ​​‌‍‌‌‌‍​ ‌ ‌​‌‍‍‌‌ ‌‍‌‍‌‌​ ‌‌ ​​‌ ‌‌‌‍​‍‌‍ ​‌‍‍‌‌ ​ ‌‍‍​‌‍‌‌‌‍‌​​‍​‍‌ ‌
Tailored training programs for migrants and their organizations on integration strategy involvement​​​​‌ ‍ ​‍​‍‌‍ ‌ ​‍‌‍‍‌‌‍‌ ‌‍‍‌‌‍ ‍​‍​‍​ ‍‍​‍​‍‌ ​ ‌‍​‌‌‍ ‍‌‍‍‌‌ ‌​‌ ‍‌​‍ ‍‌‍‍‌‌‍ ​‍​‍​‍ ​​‍​‍‌‍‍​‌ ​‍‌‍‌‌‌‍‌‍​‍​‍​ ‍‍​‍​‍​‍ ‌ ​ ‌ ‌​‌ ‌‌‌‍‌​‌‍‍‌‌‍ ​‍ ‌‍‍‌‌‍ ‍‌ ‌​‌‍‌‌‌‍ ‍‌ ‌​​‍ ‌‍‌‌‌‍‌​‌‍‍‌‌ ‌​​‍ ‌‍ ‌‌‍ ‌‍‌​‌‍‌‌​ ‌‌ ​​‌ ​‍‌‍‌‌‌ ​ ‌‍‌‌‌‍ ‍‌ ‌​‌‍​‌‌ ‌​‌‍‍‌‌‍ ‌‍ ‍​ ‍ ‌‍‍‌‌‍‌​​ ‌​ ‌‌​ ‌​‌‍​‌​ ‌‍​ ‌ ​ ​‌‌‍‌​​ ​‍​‍ ‌​ ‍‌​ ‌‌​ ​‌‌‍‌‌​‍ ‌​ ‌​‌‍‌‍​ ​​‌‍‌‌​‍ ‌​ ‍‌​ ‌ ​ ‍‌​ ‌ ​‍ ‌​ ​‌‌‍‌‌​ ‍‌‌‍‌​‌‍​‌​ ​​​ ​​‌‍‌‌​ ‍​​ ‌​‌‍‌‌​ ‌​​ ‍ ‌ ‌​‌ ‍‌‌ ​​‌‍‌‌​ ‌‌ ​​‌ ​‍‌‍ ‌‍‍‍‌‍‌‌‌‍​ ‌ ‌​​ ‍ ‌ ​​‌‍​‌‌ ‌​‌‍‍​​ ‌‌‍​ ‌ ‌‌‌ ​ ‌ ‌​‌‍ ‌‍ ‌‌‌​ ‌‍‌‌‌‍​ ‌ ‌​‌‍‍‌‌‍ ‌‍ ‍‌ ​ ​‍‌‌​ ‌‌‌​​‍‌‌ ‌‍‍ ‌‍‌‌‌ ‍‌​‍‌‌​ ​ ‌​‌​​‍‌‌​ ​ ‌​‌​​‍‌‌​ ​‍​ ​‍​ ​‍‌‍‌‍​ ‍​‌‍‌‌​ ‌​​ ​ ​ ‌​‌‍‌‍​ ‌ ​ ​ ​ ‍‌​ ‌ ​‍‌‌​ ​‍​ ​‍​‍‌‌​ ‌‌‌​‌​​‍ ‍‌‍​ ‌‍ ‌‍ ‍‌ ‌​‌‍‌‌‌‍ ‍‌ ‌​​‍‌‌​ ‌‌‌​​‍‌‌ ‌‍‍ ‌‍‌‌‌ ‍‌​‍‌‌​ ​ ‌​‌​​‍‌‌​ ​ ‌​‌​​‍‌‌​ ​‍​ ​‍​ ‍‌‌‍‌‍​ ‌‍​ ‌​​ ‌​‌‍​‍‌‍‌‌​ ​ ​ ‌‌​ ​‌‌‍‌​​ ​ ​‍‌‌​ ​‍​ ​‍​‍‌‌​ ‌‌‌​‌​​‍ ‍‌‍​ ‌‍‍​‌‍‍‌‌‍ ​‌‍‌​‌ ​‍‌‍‌‌‌‍ ‍​‍‌‌​ ‌‌‌​​‍‌‌ ‌‍‍ ‌‍‌‌‌ ‍‌​‍‌‌​ ​ ‌​‌​​‍‌‌​ ​ ‌​‌​​‍‌‌​ ​‍​ ​‍‌‍‌‍‌‍​‍​ ​‍‌‍​‌​ ​​​ ‍​​ ‌‍​ ‌‍‌‍​‍​ ‌​‌‍‌‌​ ​​​‍‌‌​ ​‍​ ​‍​‍‌‌​ ‌‌‌​‌​​‍ ‍‌ ‌​‌‍‌‌‌ ‍​‌ ‌​​ ‌‍​‍‌‍​‌‌ ​ ‌‍‌‌‌‌‌‌‌ ​‍‌‍ ​​ ‌​‍‌‌​ ​‍‌​‌‍‌ ​ ‌ ‌​‌ ‌‌‌‍‌​‌‍‍‌‌‍ ​‍‌‍‌‍‍‌‌‍‌​​ ‌​ ‌‌​ ‌​‌‍​‌​ ‌‍​ ‌ ​ ​‌‌‍‌​​ ​‍​‍ ‌​ ‍‌​ ‌‌​ ​‌‌‍‌‌​‍ ‌​ ‌​‌‍‌‍​ ​​‌‍‌‌​‍ ‌​ ‍‌​ ‌ ​ ‍‌​ ‌ ​‍ ‌​ ​‌‌‍‌‌​ ‍‌‌‍‌​‌‍​‌​ ​​​ ​​‌‍‌‌​ ‍​​ ‌​‌‍‌‌​ ‌​​‍‌‍‌ ‌​‌ ‍‌‌ ​​‌‍‌‌​ ‌‌ ​​‌ ​‍‌‍ ‌‍‍‍‌‍‌‌‌‍​ ‌ ‌​​‍‌‍‌ ​​‌‍​‌‌ ‌​‌‍‍​​ ‌‌‍​ ‌ ‌‌‌ ​ ‌ ‌​‌‍ ‌‍ ‌‌‌​ ‌‍‌‌‌‍​ ‌ ‌​‌‍‍‌‌‍ ‌‍ ‍‌ ​ ​‍‌‌​ ‌‌‌​​‍‌‌ ‌‍‍ ‌‍‌‌‌ ‍‌​‍‌‌​ ​ ‌​‌​​‍‌‌​ ​ ‌​‌​​‍‌‌​ ​‍​ ​‍​ ​‍‌‍‌‍​ ‍​‌‍‌‌​ ‌​​ ​ ​ ‌​‌‍‌‍​ ‌ ​ ​ ​ ‍‌​ ‌ ​‍‌‌​ ​‍​ ​‍​‍‌‌​ ‌‌‌​‌​​‍ ‍‌‍​ ‌‍ ‌‍ ‍‌ ‌​‌‍‌‌‌‍ ‍‌ ‌​​‍‌‌​ ‌‌‌​​‍‌‌ ‌‍‍ ‌‍‌‌‌ ‍‌​‍‌‌​ ​ ‌​‌​​‍‌‌​ ​ ‌​‌​​‍‌‌​ ​‍​ ​‍​ ‍‌‌‍‌‍​ ‌‍​ ‌​​ ‌​‌‍​‍‌‍‌‌​ ​ ​ ‌‌​ ​‌‌‍‌​​ ​ ​‍‌‌​ ​‍​ ​‍​‍‌‌​ ‌‌‌​‌​​‍ ‍‌‍​ ‌‍‍​‌‍‍‌‌‍ ​‌‍‌​‌ ​‍‌‍‌‌‌‍ ‍​‍‌‌​ ‌‌‌​​‍‌‌ ‌‍‍ ‌‍‌‌‌ ‍‌​‍‌‌​ ​ ‌​‌​​‍‌‌​ ​ ‌​‌​​‍‌‌​ ​‍​ ​‍‌‍‌‍‌‍​‍​ ​‍‌‍​‌​ ​​​ ‍​​ ‌‍​ ‌‍‌‍​‍​ ‌​‌‍‌‌​ ​​​‍‌‌​ ​‍​ ​‍​‍‌‌​ ‌‌‌​‌​​‍ ‍‌ ‌​‌‍‌‌‌ ‍​‌ ‌​​‍‌‍‌ ​​‌‍‌‌‌ ​‍‌ ​ ‌ ​​‌‍‌‌‌‍​ ‌ ‌​‌‍‍‌‌ ‌‍‌‍‌‌​ ‌‌ ​​‌ ‌‌‌‍​‍‌‍ ​‌‍‍‌‌ ​ ‌‍‍​‌‍‌‌‌‍‌​​‍​‍‌ ‌
Legal training based on a rights-based approach​​​​‌ ‍ ​‍​‍‌‍ ‌ ​‍‌‍‍‌‌‍‌ ‌‍‍‌‌‍ ‍​‍​‍​ ‍‍​‍​‍‌ ​ ‌‍​‌‌‍ ‍‌‍‍‌‌ ‌​‌ ‍‌​‍ ‍‌‍‍‌‌‍ ​‍​‍​‍ ​​‍​‍‌‍‍​‌ ​‍‌‍‌‌‌‍‌‍​‍​‍​ ‍‍​‍​‍​‍ ‌ ​ ‌ ‌​‌ ‌‌‌‍‌​‌‍‍‌‌‍ ​‍ ‌‍‍‌‌‍ ‍‌ ‌​‌‍‌‌‌‍ ‍‌ ‌​​‍ ‌‍‌‌‌‍‌​‌‍‍‌‌ ‌​​‍ ‌‍ ‌‌‍ ‌‍‌​‌‍‌‌​ ‌‌ ​​‌ ​‍‌‍‌‌‌ ​ ‌‍‌‌‌‍ ‍‌ ‌​‌‍​‌‌ ‌​‌‍‍‌‌‍ ‌‍ ‍​ ‍ ‌‍‍‌‌‍‌​​ ‌​ ‌‌​ ‌​‌‍​‌​ ‌‍​ ‌ ​ ​‌‌‍‌​​ ​‍​‍ ‌​ ‍‌​ ‌‌​ ​‌‌‍‌‌​‍ ‌​ ‌​‌‍‌‍​ ​​‌‍‌‌​‍ ‌​ ‍‌​ ‌ ​ ‍‌​ ‌ ​‍ ‌​ ​‌‌‍‌‌​ ‍‌‌‍‌​‌‍​‌​ ​​​ ​​‌‍‌‌​ ‍​​ ‌​‌‍‌‌​ ‌​​ ‍ ‌ ‌​‌ ‍‌‌ ​​‌‍‌‌​ ‌‌ ​​‌ ​‍‌‍ ‌‍‍‍‌‍‌‌‌‍​ ‌ ‌​​ ‍ ‌ ​​‌‍​‌‌ ‌​‌‍‍​​ ‌‌‍​ ‌ ‌‌‌ ​ ‌ ‌​‌‍ ‌‍ ‌‌‌​ ‌‍‌‌‌‍​ ‌ ‌​‌‍‍‌‌‍ ‌‍ ‍‌ ​ ​‍‌‌​ ‌‌‌​​‍‌‌ ‌‍‍ ‌‍‌‌‌ ‍‌​‍‌‌​ ​ ‌​‌​​‍‌‌​ ​ ‌​‌​​‍‌‌​ ​‍​ ​‍​ ​‍‌‍‌‍​ ‍​‌‍‌‌​ ‌​​ ​ ​ ‌​‌‍‌‍​ ‌ ​ ​ ​ ‍‌​ ‌ ​‍‌‌​ ​‍​ ​‍​‍‌‌​ ‌‌‌​‌​​‍ ‍‌‍​ ‌‍ ‌‍ ‍‌ ‌​‌‍‌‌‌‍ ‍‌ ‌​​‍‌‌​ ‌‌‌​​‍‌‌ ‌‍‍ ‌‍‌‌‌ ‍‌​‍‌‌​ ​ ‌​‌​​‍‌‌​ ​ ‌​‌​​‍‌‌​ ​‍​ ​‍​ ‍​‌‍​‌​ ‍​‌‍‌‌‌‍‌‌​ ‌​​ ‌‍​ ‌‌​ ‍‌​ ‍​‌‍​‍​ ‍‌​‍‌‌​ ​‍​ ​‍​‍‌‌​ ‌‌‌​‌​​‍ ‍‌‍​ ‌‍‍​‌‍‍‌‌‍ ​‌‍‌​‌ ​‍‌‍‌‌‌‍ ‍​‍‌‌​ ‌‌‌​​‍‌‌ ‌‍‍ ‌‍‌‌‌ ‍‌​‍‌‌​ ​ ‌​‌​​‍‌‌​ ​ ‌​‌​​‍‌‌​ ​‍​ ​‍‌‍​‌​ ‌ ‌‍‌‍​ ‍‌‌‍​‍​ ‍​​ ‌​‌‍‌​​ ​‍‌‍​‌‌‍​‍‌‍‌‍​‍‌‌​ ​‍​ ​‍​‍‌‌​ ‌‌‌​‌​​‍ ‍‌ ‌​‌‍‌‌‌ ‍​‌ ‌​​ ‌‍​‍‌‍​‌‌ ​ ‌‍‌‌‌‌‌‌‌ ​‍‌‍ ​​ ‌​‍‌‌​ ​‍‌​‌‍‌ ​ ‌ ‌​‌ ‌‌‌‍‌​‌‍‍‌‌‍ ​‍‌‍‌‍‍‌‌‍‌​​ ‌​ ‌‌​ ‌​‌‍​‌​ ‌‍​ ‌ ​ ​‌‌‍‌​​ ​‍​‍ ‌​ ‍‌​ ‌‌​ ​‌‌‍‌‌​‍ ‌​ ‌​‌‍‌‍​ ​​‌‍‌‌​‍ ‌​ ‍‌​ ‌ ​ ‍‌​ ‌ ​‍ ‌​ ​‌‌‍‌‌​ ‍‌‌‍‌​‌‍​‌​ ​​​ ​​‌‍‌‌​ ‍​​ ‌​‌‍‌‌​ ‌​​‍‌‍‌ ‌​‌ ‍‌‌ ​​‌‍‌‌​ ‌‌ ​​‌ ​‍‌‍ ‌‍‍‍‌‍‌‌‌‍​ ‌ ‌​​‍‌‍‌ ​​‌‍​‌‌ ‌​‌‍‍​​ ‌‌‍​ ‌ ‌‌‌ ​ ‌ ‌​‌‍ ‌‍ ‌‌‌​ ‌‍‌‌‌‍​ ‌ ‌​‌‍‍‌‌‍ ‌‍ ‍‌ ​ ​‍‌‌​ ‌‌‌​​‍‌‌ ‌‍‍ ‌‍‌‌‌ ‍‌​‍‌‌​ ​ ‌​‌​​‍‌‌​ ​ ‌​‌​​‍‌‌​ ​‍​ ​‍​ ​‍‌‍‌‍​ ‍​‌‍‌‌​ ‌​​ ​ ​ ‌​‌‍‌‍​ ‌ ​ ​ ​ ‍‌​ ‌ ​‍‌‌​ ​‍​ ​‍​‍‌‌​ ‌‌‌​‌​​‍ ‍‌‍​ ‌‍ ‌‍ ‍‌ ‌​‌‍‌‌‌‍ ‍‌ ‌​​‍‌‌​ ‌‌‌​​‍‌‌ ‌‍‍ ‌‍‌‌‌ ‍‌​‍‌‌​ ​ ‌​‌​​‍‌‌​ ​ ‌​‌​​‍‌‌​ ​‍​ ​‍​ ‍​‌‍​‌​ ‍​‌‍‌‌‌‍‌‌​ ‌​​ ‌‍​ ‌‌​ ‍‌​ ‍​‌‍​‍​ ‍‌​‍‌‌​ ​‍​ ​‍​‍‌‌​ ‌‌‌​‌​​‍ ‍‌‍​ ‌‍‍​‌‍‍‌‌‍ ​‌‍‌​‌ ​‍‌‍‌‌‌‍ ‍​‍‌‌​ ‌‌‌​​‍‌‌ ‌‍‍ ‌‍‌‌‌ ‍‌​‍‌‌​ ​ ‌​‌​​‍‌‌​ ​ ‌​‌​​‍‌‌​ ​‍​ ​‍‌‍​‌​ ‌ ‌‍‌‍​ ‍‌‌‍​‍​ ‍​​ ‌​‌‍‌​​ ​‍‌‍​‌‌‍​‍‌‍‌‍​‍‌‌​ ​‍​ ​‍​‍‌‌​ ‌‌‌​‌​​‍ ‍‌ ‌​‌‍‌‌‌ ‍​‌ ‌​​‍‌‍‌ ​​‌‍‌‌‌ ​‍‌ ​ ‌ ​​‌‍‌‌‌‍​ ‌ ‌​‌‍‍‌‌ ‌‍‌‍‌‌​ ‌‌ ​​‌ ‌‌‌‍​‍‌‍ ​‌‍‍‌‌ ​ ‌‍‍​‌‍‌‌‌‍‌​​‍​‍‌ ‌
Advocacy and participation support for migrant associations​​​​‌ ‍ ​‍​‍‌‍ ‌ ​‍‌‍‍‌‌‍‌ ‌‍‍‌‌‍ ‍​‍​‍​ ‍‍​‍​‍‌ ​ ‌‍​‌‌‍ ‍‌‍‍‌‌ ‌​‌ ‍‌​‍ ‍‌‍‍‌‌‍ ​‍​‍​‍ ​​‍​‍‌‍‍​‌ ​‍‌‍‌‌‌‍‌‍​‍​‍​ ‍‍​‍​‍​‍ ‌ ​ ‌ ‌​‌ ‌‌‌‍‌​‌‍‍‌‌‍ ​‍ ‌‍‍‌‌‍ ‍‌ ‌​‌‍‌‌‌‍ ‍‌ ‌​​‍ ‌‍‌‌‌‍‌​‌‍‍‌‌ ‌​​‍ ‌‍ ‌‌‍ ‌‍‌​‌‍‌‌​ ‌‌ ​​‌ ​‍‌‍‌‌‌ ​ ‌‍‌‌‌‍ ‍‌ ‌​‌‍​‌‌ ‌​‌‍‍‌‌‍ ‌‍ ‍​ ‍ ‌‍‍‌‌‍‌​​ ‌​ ‌‌​ ‌​‌‍​‌​ ‌‍​ ‌ ​ ​‌‌‍‌​​ ​‍​‍ ‌​ ‍‌​ ‌‌​ ​‌‌‍‌‌​‍ ‌​ ‌​‌‍‌‍​ ​​‌‍‌‌​‍ ‌​ ‍‌​ ‌ ​ ‍‌​ ‌ ​‍ ‌​ ​‌‌‍‌‌​ ‍‌‌‍‌​‌‍​‌​ ​​​ ​​‌‍‌‌​ ‍​​ ‌​‌‍‌‌​ ‌​​ ‍ ‌ ‌​‌ ‍‌‌ ​​‌‍‌‌​ ‌‌ ​​‌ ​‍‌‍ ‌‍‍‍‌‍‌‌‌‍​ ‌ ‌​​ ‍ ‌ ​​‌‍​‌‌ ‌​‌‍‍​​ ‌‌‍​ ‌ ‌‌‌ ​ ‌ ‌​‌‍ ‌‍ ‌‌‌​ ‌‍‌‌‌‍​ ‌ ‌​‌‍‍‌‌‍ ‌‍ ‍‌ ​ ​‍‌‌​ ‌‌‌​​‍‌‌ ‌‍‍ ‌‍‌‌‌ ‍‌​‍‌‌​ ​ ‌​‌​​‍‌‌​ ​ ‌​‌​​‍‌‌​ ​‍​ ​‍​ ​‍‌‍‌‍​ ‍​‌‍‌‌​ ‌​​ ​ ​ ‌​‌‍‌‍​ ‌ ​ ​ ​ ‍‌​ ‌ ​‍‌‌​ ​‍​ ​‍​‍‌‌​ ‌‌‌​‌​​‍ ‍‌‍​ ‌‍ ‌‍ ‍‌ ‌​‌‍‌‌‌‍ ‍‌ ‌​​‍‌‌​ ‌‌‌​​‍‌‌ ‌‍‍ ‌‍‌‌‌ ‍‌​‍‌‌​ ​ ‌​‌​​‍‌‌​ ​ ‌​‌​​‍‌‌​ ​‍​ ​‍​ ​‌‌‍​‍‌‍​‍‌‍‌​​ ​‌​ ‌‌‌‍​‍​ ‍‌​ ‍​​ ‌‍​ ​ ​ ​‌​‍‌‌​ ​‍​ ​‍​‍‌‌​ ‌‌‌​‌​​‍ ‍‌‍​ ‌‍‍​‌‍‍‌‌‍ ​‌‍‌​‌ ​‍‌‍‌‌‌‍ ‍​‍‌‌​ ‌‌‌​​‍‌‌ ‌‍‍ ‌‍‌‌‌ ‍‌​‍‌‌​ ​ ‌​‌​​‍‌‌​ ​ ‌​‌​​‍‌‌​ ​‍​ ​‍​ ‍​‌‍‌‌​ ​‌‌‍​‌​ ‌‍‌‍​‍‌‍‌​​ ‍‌‌‍​‌‌‍​ ​ ​​​ ​‌​‍‌‌​ ​‍​ ​‍​‍‌‌​ ‌‌‌​‌​​‍ ‍‌ ‌​‌‍‌‌‌ ‍​‌ ‌​​ ‌‍​‍‌‍​‌‌ ​ ‌‍‌‌‌‌‌‌‌ ​‍‌‍ ​​ ‌​‍‌‌​ ​‍‌​‌‍‌ ​ ‌ ‌​‌ ‌‌‌‍‌​‌‍‍‌‌‍ ​‍‌‍‌‍‍‌‌‍‌​​ ‌​ ‌‌​ ‌​‌‍​‌​ ‌‍​ ‌ ​ ​‌‌‍‌​​ ​‍​‍ ‌​ ‍‌​ ‌‌​ ​‌‌‍‌‌​‍ ‌​ ‌​‌‍‌‍​ ​​‌‍‌‌​‍ ‌​ ‍‌​ ‌ ​ ‍‌​ ‌ ​‍ ‌​ ​‌‌‍‌‌​ ‍‌‌‍‌​‌‍​‌​ ​​​ ​​‌‍‌‌​ ‍​​ ‌​‌‍‌‌​ ‌​​‍‌‍‌ ‌​‌ ‍‌‌ ​​‌‍‌‌​ ‌‌ ​​‌ ​‍‌‍ ‌‍‍‍‌‍‌‌‌‍​ ‌ ‌​​‍‌‍‌ ​​‌‍​‌‌ ‌​‌‍‍​​ ‌‌‍​ ‌ ‌‌‌ ​ ‌ ‌​‌‍ ‌‍ ‌‌‌​ ‌‍‌‌‌‍​ ‌ ‌​‌‍‍‌‌‍ ‌‍ ‍‌ ​ ​‍‌‌​ ‌‌‌​​‍‌‌ ‌‍‍ ‌‍‌‌‌ ‍‌​‍‌‌​ ​ ‌​‌​​‍‌‌​ ​ ‌​‌​​‍‌‌​ ​‍​ ​‍​ ​‍‌‍‌‍​ ‍​‌‍‌‌​ ‌​​ ​ ​ ‌​‌‍‌‍​ ‌ ​ ​ ​ ‍‌​ ‌ ​‍‌‌​ ​‍​ ​‍​‍‌‌​ ‌‌‌​‌​​‍ ‍‌‍​ ‌‍ ‌‍ ‍‌ ‌​‌‍‌‌‌‍ ‍‌ ‌​​‍‌‌​ ‌‌‌​​‍‌‌ ‌‍‍ ‌‍‌‌‌ ‍‌​‍‌‌​ ​ ‌​‌​​‍‌‌​ ​ ‌​‌​​‍‌‌​ ​‍​ ​‍​ ​‌‌‍​‍‌‍​‍‌‍‌​​ ​‌​ ‌‌‌‍​‍​ ‍‌​ ‍​​ ‌‍​ ​ ​ ​‌​‍‌‌​ ​‍​ ​‍​‍‌‌​ ‌‌‌​‌​​‍ ‍‌‍​ ‌‍‍​‌‍‍‌‌‍ ​‌‍‌​‌ ​‍‌‍‌‌‌‍ ‍​‍‌‌​ ‌‌‌​​‍‌‌ ‌‍‍ ‌‍‌‌‌ ‍‌​‍‌‌​ ​ ‌​‌​​‍‌‌​ ​ ‌​‌​​‍‌‌​ ​‍​ ​‍​ ‍​‌‍‌‌​ ​‌‌‍​‌​ ‌‍‌‍​‍‌‍‌​​ ‍‌‌‍​‌‌‍​ ​ ​​​ ​‌​‍‌‌​ ​‍​ ​‍​‍‌‌​ ‌‌‌​‌​​‍ ‍‌ ‌​‌‍‌‌‌ ‍​‌ ‌​​‍‌‍‌ ​​‌‍‌‌‌ ​‍‌ ​ ‌ ​​‌‍‌‌‌‍​ ‌ ‌​‌‍‍‌‌ ‌‍‌‍‌‌​ ‌‌ ​​‌ ‌‌‌‍​‍‌‍ ​‌‍‍‌‌ ​ ‌‍‍​‌‍‌‌‌‍‌​​‍​‍‌ ‌
Pillar 2: Train Local Authorities​​​​‌ ‍ ​‍​‍‌‍ ‌ ​‍‌‍‍‌‌‍‌ ‌‍‍‌‌‍ ‍​‍​‍​ ‍‍​‍​‍‌ ​ ‌‍​‌‌‍ ‍‌‍‍‌‌ ‌​‌ ‍‌​‍ ‍‌‍‍‌‌‍ ​‍​‍​‍ ​​‍​‍‌‍‍​‌ ​‍‌‍‌‌‌‍‌‍​‍​‍​ ‍‍​‍​‍​‍ ‌ ​ ‌ ‌​‌ ‌‌‌‍‌​‌‍‍‌‌‍ ​‍ ‌‍‍‌‌‍ ‍‌ ‌​‌‍‌‌‌‍ ‍‌ ‌​​‍ ‌‍‌‌‌‍‌​‌‍‍‌‌ ‌​​‍ ‌‍ ‌‌‍ ‌‍‌​‌‍‌‌​ ‌‌ ​​‌ ​‍‌‍‌‌‌ ​ ‌‍‌‌‌‍ ‍‌ ‌​‌‍​‌‌ ‌​‌‍‍‌‌‍ ‌‍ ‍​ ‍ ‌‍‍‌‌‍‌​​ ‌​ ‌‌​ ‌​‌‍​‌​ ‌‍​ ‌ ​ ​‌‌‍‌​​ ​‍​‍ ‌​ ‍‌​ ‌‌​ ​‌‌‍‌‌​‍ ‌​ ‌​‌‍‌‍​ ​​‌‍‌‌​‍ ‌​ ‍‌​ ‌ ​ ‍‌​ ‌ ​‍ ‌​ ​‌‌‍‌‌​ ‍‌‌‍‌​‌‍​‌​ ​​​ ​​‌‍‌‌​ ‍​​ ‌​‌‍‌‌​ ‌​​ ‍ ‌ ‌​‌ ‍‌‌ ​​‌‍‌‌​ ‌‌ ​​‌ ​‍‌‍ ‌‍‍‍‌‍‌‌‌‍​ ‌ ‌​​ ‍ ‌ ​​‌‍​‌‌ ‌​‌‍‍​​ ‌‌‍​ ‌ ‌‌‌ ​ ‌ ‌​‌‍ ‌‍ ‌‌‌​ ‌‍‌‌‌‍​ ‌ ‌​‌‍‍‌‌‍ ‌‍ ‍‌ ​ ​‍‌‌​ ‌‌‌​​‍‌‌ ‌‍‍ ‌‍‌‌‌ ‍‌​‍‌‌​ ​ ‌​‌​​‍‌‌​ ​ ‌​‌​​‍‌‌​ ​‍​ ​‍​ ​‍‌‍‌‍​ ‍​‌‍‌‌​ ‌​​ ​ ​ ‌​‌‍‌‍​ ‌ ​ ​ ​ ‍‌​ ‌ ​‍‌‌​ ​‍​ ​‍​‍‌‌​ ‌‌‌​‌​​‍ ‍‌‍​ ‌‍ ‌‍ ‍‌ ‌​‌‍‌‌‌‍ ‍‌ ‌​​‍‌‌​ ‌‌‌​​‍‌‌ ‌‍‍ ‌‍‌‌‌ ‍‌​‍‌‌​ ​ ‌​‌​​‍‌‌​ ​ ‌​‌​​‍‌‌​ ​‍​ ​‍​ ‍​​ ‌ ​ ‌ ‌‍​‍​ ‌‍​ ‌‍​ ‌​‌‍‌​‌‍‌​​ ‍‌‌‍‌‌‌‍​‍​‍‌‌​ ​‍​ ​‍​‍‌‌​ ‌‌‌​‌​​‍ ‍‌‍​ ‌‍‍​‌‍‍‌‌‍ ​‌‍‌​‌ ​‍‌‍‌‌‌‍ ‍​‍‌‌​ ‌‌‌​​‍‌‌ ‌‍‍ ‌‍‌‌‌ ‍‌​‍‌‌​ ​ ‌​‌​​‍‌‌​ ​ ‌​‌​​‍‌‌​ ​‍​ ​‍​ ​‌‌‍‌‍​ ‍​‌‍‌‍​ ‌ ​ ‍​‌‍​‍​ ‌​​ ​‌‌‍‌‍‌‍​‍​ ​ ​‍‌‌​ ​‍​ ​‍​‍‌‌​ ‌‌‌​‌​​‍ ‍‌ ‌​‌‍‌‌‌ ‍​‌ ‌​​ ‌‍​‍‌‍​‌‌ ​ ‌‍‌‌‌‌‌‌‌ ​‍‌‍ ​​ ‌​‍‌‌​ ​‍‌​‌‍‌ ​ ‌ ‌​‌ ‌‌‌‍‌​‌‍‍‌‌‍ ​‍‌‍‌‍‍‌‌‍‌​​ ‌​ ‌‌​ ‌​‌‍​‌​ ‌‍​ ‌ ​ ​‌‌‍‌​​ ​‍​‍ ‌​ ‍‌​ ‌‌​ ​‌‌‍‌‌​‍ ‌​ ‌​‌‍‌‍​ ​​‌‍‌‌​‍ ‌​ ‍‌​ ‌ ​ ‍‌​ ‌ ​‍ ‌​ ​‌‌‍‌‌​ ‍‌‌‍‌​‌‍​‌​ ​​​ ​​‌‍‌‌​ ‍​​ ‌​‌‍‌‌​ ‌​​‍‌‍‌ ‌​‌ ‍‌‌ ​​‌‍‌‌​ ‌‌ ​​‌ ​‍‌‍ ‌‍‍‍‌‍‌‌‌‍​ ‌ ‌​​‍‌‍‌ ​​‌‍​‌‌ ‌​‌‍‍​​ ‌‌‍​ ‌ ‌‌‌ ​ ‌ ‌​‌‍ ‌‍ ‌‌‌​ ‌‍‌‌‌‍​ ‌ ‌​‌‍‍‌‌‍ ‌‍ ‍‌ ​ ​‍‌‌​ ‌‌‌​​‍‌‌ ‌‍‍ ‌‍‌‌‌ ‍‌​‍‌‌​ ​ ‌​‌​​‍‌‌​ ​ ‌​‌​​‍‌‌​ ​‍​ ​‍​ ​‍‌‍‌‍​ ‍​‌‍‌‌​ ‌​​ ​ ​ ‌​‌‍‌‍​ ‌ ​ ​ ​ ‍‌​ ‌ ​‍‌‌​ ​‍​ ​‍​‍‌‌​ ‌‌‌​‌​​‍ ‍‌‍​ ‌‍ ‌‍ ‍‌ ‌​‌‍‌‌‌‍ ‍‌ ‌​​‍‌‌​ ‌‌‌​​‍‌‌ ‌‍‍ ‌‍‌‌‌ ‍‌​‍‌‌​ ​ ‌​‌​​‍‌‌​ ​ ‌​‌​​‍‌‌​ ​‍​ ​‍​ ‍​​ ‌ ​ ‌ ‌‍​‍​ ‌‍​ ‌‍​ ‌​‌‍‌​‌‍‌​​ ‍‌‌‍‌‌‌‍​‍​‍‌‌​ ​‍​ ​‍​‍‌‌​ ‌‌‌​‌​​‍ ‍‌‍​ ‌‍‍​‌‍‍‌‌‍ ​‌‍‌​‌ ​‍‌‍‌‌‌‍ ‍​‍‌‌​ ‌‌‌​​‍‌‌ ‌‍‍ ‌‍‌‌‌ ‍‌​‍‌‌​ ​ ‌​‌​​‍‌‌​ ​ ‌​‌​​‍‌‌​ ​‍​ ​‍​ ​‌‌‍‌‍​ ‍​‌‍‌‍​ ‌ ​ ‍​‌‍​‍​ ‌​​ ​‌‌‍‌‍‌‍​‍​ ​ ​‍‌‌​ ​‍​ ​‍​‍‌‌​ ‌‌‌​‌​​‍ ‍‌ ‌​‌‍‌‌‌ ‍​‌ ‌​​‍‌‍‌ ​​‌‍‌‌‌ ​‍‌ ​ ‌ ​​‌‍‌‌‌‍​ ‌ ‌​‌‍‍‌‌ ‌‍‌‍‌‌​ ‌‌ ​​‌ ‌‌‌‍​‍‌‍ ​‌‍‍‌‌ ​ ‌‍‍​‌‍‌‌‌‍‌​​‍​‍‌ ‌
Trainings for local/regional politicians on participatory methods​​​​‌ ‍ ​‍​‍‌‍ ‌ ​‍‌‍‍‌‌‍‌ ‌‍‍‌‌‍ ‍​‍​‍​ ‍‍​‍​‍‌ ​ ‌‍​‌‌‍ ‍‌‍‍‌‌ ‌​‌ ‍‌​‍ ‍‌‍‍‌‌‍ ​‍​‍​‍ ​​‍​‍‌‍‍​‌ ​‍‌‍‌‌‌‍‌‍​‍​‍​ ‍‍​‍​‍​‍ ‌ ​ ‌ ‌​‌ ‌‌‌‍‌​‌‍‍‌‌‍ ​‍ ‌‍‍‌‌‍ ‍‌ ‌​‌‍‌‌‌‍ ‍‌ ‌​​‍ ‌‍‌‌‌‍‌​‌‍‍‌‌ ‌​​‍ ‌‍ ‌‌‍ ‌‍‌​‌‍‌‌​ ‌‌ ​​‌ ​‍‌‍‌‌‌ ​ ‌‍‌‌‌‍ ‍‌ ‌​‌‍​‌‌ ‌​‌‍‍‌‌‍ ‌‍ ‍​ ‍ ‌‍‍‌‌‍‌​​ ‌​ ‌‌​ ‌​‌‍​‌​ ‌‍​ ‌ ​ ​‌‌‍‌​​ ​‍​‍ ‌​ ‍‌​ ‌‌​ ​‌‌‍‌‌​‍ ‌​ ‌​‌‍‌‍​ ​​‌‍‌‌​‍ ‌​ ‍‌​ ‌ ​ ‍‌​ ‌ ​‍ ‌​ ​‌‌‍‌‌​ ‍‌‌‍‌​‌‍​‌​ ​​​ ​​‌‍‌‌​ ‍​​ ‌​‌‍‌‌​ ‌​​ ‍ ‌ ‌​‌ ‍‌‌ ​​‌‍‌‌​ ‌‌ ​​‌ ​‍‌‍ ‌‍‍‍‌‍‌‌‌‍​ ‌ ‌​​ ‍ ‌ ​​‌‍​‌‌ ‌​‌‍‍​​ ‌‌‍​ ‌ ‌‌‌ ​ ‌ ‌​‌‍ ‌‍ ‌‌‌​ ‌‍‌‌‌‍​ ‌ ‌​‌‍‍‌‌‍ ‌‍ ‍‌ ​ ​‍‌‌​ ‌‌‌​​‍‌‌ ‌‍‍ ‌‍‌‌‌ ‍‌​‍‌‌​ ​ ‌​‌​​‍‌‌​ ​ ‌​‌​​‍‌‌​ ​‍​ ​‍​ ​‍‌‍‌‍​ ‍​‌‍‌‌​ ‌​​ ​ ​ ‌​‌‍‌‍​ ‌ ​ ​ ​ ‍‌​ ‌ ​‍‌‌​ ​‍​ ​‍​‍‌‌​ ‌‌‌​‌​​‍ ‍‌‍​ ‌‍ ‌‍ ‍‌ ‌​‌‍‌‌‌‍ ‍‌ ‌​​‍‌‌​ ‌‌‌​​‍‌‌ ‌‍‍ ‌‍‌‌‌ ‍‌​‍‌‌​ ​ ‌​‌​​‍‌‌​ ​ ‌​‌​​‍‌‌​ ​‍​ ​‍​ ​‍​ ‍​‌‍‌‍‌‍‌‌‌‍​ ‌‍‌​‌‍​‍​ ​‌​ ‌​‌‍​ ​ ‌‌​ ​ ​‍‌‌​ ​‍​ ​‍​‍‌‌​ ‌‌‌​‌​​‍ ‍‌‍​ ‌‍‍​‌‍‍‌‌‍ ​‌‍‌​‌ ​‍‌‍‌‌‌‍ ‍​‍‌‌​ ‌‌‌​​‍‌‌ ‌‍‍ ‌‍‌‌‌ ‍‌​‍‌‌​ ​ ‌​‌​​‍‌‌​ ​ ‌​‌​​‍‌‌​ ​‍​ ​‍‌‍‌‍​ ‌‍‌‍​‌‌‍‌‌​ ​‍‌‍‌‌​ ​‌‌‍​‌‌‍‌‌​ ‌​​ ‌ ‌‍​ ​‍‌‌​ ​‍​ ​‍​‍‌‌​ ‌‌‌​‌​​‍ ‍‌ ‌​‌‍‌‌‌ ‍​‌ ‌​​ ‌‍​‍‌‍​‌‌ ​ ‌‍‌‌‌‌‌‌‌ ​‍‌‍ ​​ ‌​‍‌‌​ ​‍‌​‌‍‌ ​ ‌ ‌​‌ ‌‌‌‍‌​‌‍‍‌‌‍ ​‍‌‍‌‍‍‌‌‍‌​​ ‌​ ‌‌​ ‌​‌‍​‌​ ‌‍​ ‌ ​ ​‌‌‍‌​​ ​‍​‍ ‌​ ‍‌​ ‌‌​ ​‌‌‍‌‌​‍ ‌​ ‌​‌‍‌‍​ ​​‌‍‌‌​‍ ‌​ ‍‌​ ‌ ​ ‍‌​ ‌ ​‍ ‌​ ​‌‌‍‌‌​ ‍‌‌‍‌​‌‍​‌​ ​​​ ​​‌‍‌‌​ ‍​​ ‌​‌‍‌‌​ ‌​​‍‌‍‌ ‌​‌ ‍‌‌ ​​‌‍‌‌​ ‌‌ ​​‌ ​‍‌‍ ‌‍‍‍‌‍‌‌‌‍​ ‌ ‌​​‍‌‍‌ ​​‌‍​‌‌ ‌​‌‍‍​​ ‌‌‍​ ‌ ‌‌‌ ​ ‌ ‌​‌‍ ‌‍ ‌‌‌​ ‌‍‌‌‌‍​ ‌ ‌​‌‍‍‌‌‍ ‌‍ ‍‌ ​ ​‍‌‌​ ‌‌‌​​‍‌‌ ‌‍‍ ‌‍‌‌‌ ‍‌​‍‌‌​ ​ ‌​‌​​‍‌‌​ ​ ‌​‌​​‍‌‌​ ​‍​ ​‍​ ​‍‌‍‌‍​ ‍​‌‍‌‌​ ‌​​ ​ ​ ‌​‌‍‌‍​ ‌ ​ ​ ​ ‍‌​ ‌ ​‍‌‌​ ​‍​ ​‍​‍‌‌​ ‌‌‌​‌​​‍ ‍‌‍​ ‌‍ ‌‍ ‍‌ ‌​‌‍‌‌‌‍ ‍‌ ‌​​‍‌‌​ ‌‌‌​​‍‌‌ ‌‍‍ ‌‍‌‌‌ ‍‌​‍‌‌​ ​ ‌​‌​​‍‌‌​ ​ ‌​‌​​‍‌‌​ ​‍​ ​‍​ ​‍​ ‍​‌‍‌‍‌‍‌‌‌‍​ ‌‍‌​‌‍​‍​ ​‌​ ‌​‌‍​ ​ ‌‌​ ​ ​‍‌‌​ ​‍​ ​‍​‍‌‌​ ‌‌‌​‌​​‍ ‍‌‍​ ‌‍‍​‌‍‍‌‌‍ ​‌‍‌​‌ ​‍‌‍‌‌‌‍ ‍​‍‌‌​ ‌‌‌​​‍‌‌ ‌‍‍ ‌‍‌‌‌ ‍‌​‍‌‌​ ​ ‌​‌​​‍‌‌​ ​ ‌​‌​​‍‌‌​ ​‍​ ​‍‌‍‌‍​ ‌‍‌‍​‌‌‍‌‌​ ​‍‌‍‌‌​ ​‌‌‍​‌‌‍‌‌​ ‌​​ ‌ ‌‍​ ​‍‌‌​ ​‍​ ​‍​‍‌‌​ ‌‌‌​‌​​‍ ‍‌ ‌​‌‍‌‌‌ ‍​‌ ‌​​‍‌‍‌ ​​‌‍‌‌‌ ​‍‌ ​ ‌ ​​‌‍‌‌‌‍​ ‌ ‌​‌‍‍‌‌ ‌‍‌‍‌‌​ ‌‌ ​​‌ ‌‌‌‍​‍‌‍ ​‌‍‍‌‌ ​ ‌‍‍​‌‍‌‌‌‍‌​​‍​‍‌ ‌
Anti-discrimination and inclusion trainings for authorities​​​​‌ ‍ ​‍​‍‌‍ ‌ ​‍‌‍‍‌‌‍‌ ‌‍‍‌‌‍ ‍​‍​‍​ ‍‍​‍​‍‌ ​ ‌‍​‌‌‍ ‍‌‍‍‌‌ ‌​‌ ‍‌​‍ ‍‌‍‍‌‌‍ ​‍​‍​‍ ​​‍​‍‌‍‍​‌ ​‍‌‍‌‌‌‍‌‍​‍​‍​ ‍‍​‍​‍​‍ ‌ ​ ‌ ‌​‌ ‌‌‌‍‌​‌‍‍‌‌‍ ​‍ ‌‍‍‌‌‍ ‍‌ ‌​‌‍‌‌‌‍ ‍‌ ‌​​‍ ‌‍‌‌‌‍‌​‌‍‍‌‌ ‌​​‍ ‌‍ ‌‌‍ ‌‍‌​‌‍‌‌​ ‌‌ ​​‌ ​‍‌‍‌‌‌ ​ ‌‍‌‌‌‍ ‍‌ ‌​‌‍​‌‌ ‌​‌‍‍‌‌‍ ‌‍ ‍​ ‍ ‌‍‍‌‌‍‌​​ ‌​ ‌‌​ ‌​‌‍​‌​ ‌‍​ ‌ ​ ​‌‌‍‌​​ ​‍​‍ ‌​ ‍‌​ ‌‌​ ​‌‌‍‌‌​‍ ‌​ ‌​‌‍‌‍​ ​​‌‍‌‌​‍ ‌​ ‍‌​ ‌ ​ ‍‌​ ‌ ​‍ ‌​ ​‌‌‍‌‌​ ‍‌‌‍‌​‌‍​‌​ ​​​ ​​‌‍‌‌​ ‍​​ ‌​‌‍‌‌​ ‌​​ ‍ ‌ ‌​‌ ‍‌‌ ​​‌‍‌‌​ ‌‌ ​​‌ ​‍‌‍ ‌‍‍‍‌‍‌‌‌‍​ ‌ ‌​​ ‍ ‌ ​​‌‍​‌‌ ‌​‌‍‍​​ ‌‌‍​ ‌ ‌‌‌ ​ ‌ ‌​‌‍ ‌‍ ‌‌‌​ ‌‍‌‌‌‍​ ‌ ‌​‌‍‍‌‌‍ ‌‍ ‍‌ ​ ​‍‌‌​ ‌‌‌​​‍‌‌ ‌‍‍ ‌‍‌‌‌ ‍‌​‍‌‌​ ​ ‌​‌​​‍‌‌​ ​ ‌​‌​​‍‌‌​ ​‍​ ​‍​ ​‍‌‍‌‍​ ‍​‌‍‌‌​ ‌​​ ​ ​ ‌​‌‍‌‍​ ‌ ​ ​ ​ ‍‌​ ‌ ​‍‌‌​ ​‍​ ​‍​‍‌‌​ ‌‌‌​‌​​‍ ‍‌‍​ ‌‍ ‌‍ ‍‌ ‌​‌‍‌‌‌‍ ‍‌ ‌​​‍‌‌​ ‌‌‌​​‍‌‌ ‌‍‍ ‌‍‌‌‌ ‍‌​‍‌‌​ ​ ‌​‌​​‍‌‌​ ​ ‌​‌​​‍‌‌​ ​‍​ ​‍​ ‌ ​ ​ ​ ‌ ​ ‌​‌‍​‌​ ​​​ ‍​‌‍​‍​ ​​​ ‍‌‌‍‌‍​ ‌‌​‍‌‌​ ​‍​ ​‍​‍‌‌​ ‌‌‌​‌​​‍ ‍‌‍​ ‌‍‍​‌‍‍‌‌‍ ​‌‍‌​‌ ​‍‌‍‌‌‌‍ ‍​‍‌‌​ ‌‌‌​​‍‌‌ ‌‍‍ ‌‍‌‌‌ ‍‌​‍‌‌​ ​ ‌​‌​​‍‌‌​ ​ ‌​‌​​‍‌‌​ ​‍​ ​‍‌‍​ ‌‍‌‍​ ‌‌​ ​​‌‍​‍​ ‌ ​ ‍​‌‍‌‌​ ‌‌‌‍​ ​ ‌‍​ ​‌​‍‌‌​ ​‍​ ​‍​‍‌‌​ ‌‌‌​‌​​‍ ‍‌ ‌​‌‍‌‌‌ ‍​‌ ‌​​ ‌‍​‍‌‍​‌‌ ​ ‌‍‌‌‌‌‌‌‌ ​‍‌‍ ​​ ‌​‍‌‌​ ​‍‌​‌‍‌ ​ ‌ ‌​‌ ‌‌‌‍‌​‌‍‍‌‌‍ ​‍‌‍‌‍‍‌‌‍‌​​ ‌​ ‌‌​ ‌​‌‍​‌​ ‌‍​ ‌ ​ ​‌‌‍‌​​ ​‍​‍ ‌​ ‍‌​ ‌‌​ ​‌‌‍‌‌​‍ ‌​ ‌​‌‍‌‍​ ​​‌‍‌‌​‍ ‌​ ‍‌​ ‌ ​ ‍‌​ ‌ ​‍ ‌​ ​‌‌‍‌‌​ ‍‌‌‍‌​‌‍​‌​ ​​​ ​​‌‍‌‌​ ‍​​ ‌​‌‍‌‌​ ‌​​‍‌‍‌ ‌​‌ ‍‌‌ ​​‌‍‌‌​ ‌‌ ​​‌ ​‍‌‍ ‌‍‍‍‌‍‌‌‌‍​ ‌ ‌​​‍‌‍‌ ​​‌‍​‌‌ ‌​‌‍‍​​ ‌‌‍​ ‌ ‌‌‌ ​ ‌ ‌​‌‍ ‌‍ ‌‌‌​ ‌‍‌‌‌‍​ ‌ ‌​‌‍‍‌‌‍ ‌‍ ‍‌ ​ ​‍‌‌​ ‌‌‌​​‍‌‌ ‌‍‍ ‌‍‌‌‌ ‍‌​‍‌‌​ ​ ‌​‌​​‍‌‌​ ​ ‌​‌​​‍‌‌​ ​‍​ ​‍​ ​‍‌‍‌‍​ ‍​‌‍‌‌​ ‌​​ ​ ​ ‌​‌‍‌‍​ ‌ ​ ​ ​ ‍‌​ ‌ ​‍‌‌​ ​‍​ ​‍​‍‌‌​ ‌‌‌​‌​​‍ ‍‌‍​ ‌‍ ‌‍ ‍‌ ‌​‌‍‌‌‌‍ ‍‌ ‌​​‍‌‌​ ‌‌‌​​‍‌‌ ‌‍‍ ‌‍‌‌‌ ‍‌​‍‌‌​ ​ ‌​‌​​‍‌‌​ ​ ‌​‌​​‍‌‌​ ​‍​ ​‍​ ‌ ​ ​ ​ ‌ ​ ‌​‌‍​‌​ ​​​ ‍​‌‍​‍​ ​​​ ‍‌‌‍‌‍​ ‌‌​‍‌‌​ ​‍​ ​‍​‍‌‌​ ‌‌‌​‌​​‍ ‍‌‍​ ‌‍‍​‌‍‍‌‌‍ ​‌‍‌​‌ ​‍‌‍‌‌‌‍ ‍​‍‌‌​ ‌‌‌​​‍‌‌ ‌‍‍ ‌‍‌‌‌ ‍‌​‍‌‌​ ​ ‌​‌​​‍‌‌​ ​ ‌​‌​​‍‌‌​ ​‍​ ​‍‌‍​ ‌‍‌‍​ ‌‌​ ​​‌‍​‍​ ‌ ​ ‍​‌‍‌‌​ ‌‌‌‍​ ​ ‌‍​ ​‌​‍‌‌​ ​‍​ ​‍​‍‌‌​ ‌‌‌​‌​​‍ ‍‌ ‌​‌‍‌‌‌ ‍​‌ ‌​​‍‌‍‌ ​​‌‍‌‌‌ ​‍‌ ​ ‌ ​​‌‍‌‌‌‍​ ‌ ‌​‌‍‍‌‌ ‌‍‌‍‌‌​ ‌‌ ​​‌ ‌‌‌‍​‍‌‍ ​‌‍‍‌‌ ​ ‌‍‍​‌‍‌‌‌‍‌​​‍​‍‌ ‌
Migrant mediator training programs​​​​‌ ‍ ​‍​‍‌‍ ‌ ​‍‌‍‍‌‌‍‌ ‌‍‍‌‌‍ ‍​‍​‍​ ‍‍​‍​‍‌ ​ ‌‍​‌‌‍ ‍‌‍‍‌‌ ‌​‌ ‍‌​‍ ‍‌‍‍‌‌‍ ​‍​‍​‍ ​​‍​‍‌‍‍​‌ ​‍‌‍‌‌‌‍‌‍​‍​‍​ ‍‍​‍​‍​‍ ‌ ​ ‌ ‌​‌ ‌‌‌‍‌​‌‍‍‌‌‍ ​‍ ‌‍‍‌‌‍ ‍‌ ‌​‌‍‌‌‌‍ ‍‌ ‌​​‍ ‌‍‌‌‌‍‌​‌‍‍‌‌ ‌​​‍ ‌‍ ‌‌‍ ‌‍‌​‌‍‌‌​ ‌‌ ​​‌ ​‍‌‍‌‌‌ ​ ‌‍‌‌‌‍ ‍‌ ‌​‌‍​‌‌ ‌​‌‍‍‌‌‍ ‌‍ ‍​ ‍ ‌‍‍‌‌‍‌​​ ‌​ ‌‌​ ‌​‌‍​‌​ ‌‍​ ‌ ​ ​‌‌‍‌​​ ​‍​‍ ‌​ ‍‌​ ‌‌​ ​‌‌‍‌‌​‍ ‌​ ‌​‌‍‌‍​ ​​‌‍‌‌​‍ ‌​ ‍‌​ ‌ ​ ‍‌​ ‌ ​‍ ‌​ ​‌‌‍‌‌​ ‍‌‌‍‌​‌‍​‌​ ​​​ ​​‌‍‌‌​ ‍​​ ‌​‌‍‌‌​ ‌​​ ‍ ‌ ‌​‌ ‍‌‌ ​​‌‍‌‌​ ‌‌ ​​‌ ​‍‌‍ ‌‍‍‍‌‍‌‌‌‍​ ‌ ‌​​ ‍ ‌ ​​‌‍​‌‌ ‌​‌‍‍​​ ‌‌‍​ ‌ ‌‌‌ ​ ‌ ‌​‌‍ ‌‍ ‌‌‌​ ‌‍‌‌‌‍​ ‌ ‌​‌‍‍‌‌‍ ‌‍ ‍‌ ​ ​‍‌‌​ ‌‌‌​​‍‌‌ ‌‍‍ ‌‍‌‌‌ ‍‌​‍‌‌​ ​ ‌​‌​​‍‌‌​ ​ ‌​‌​​‍‌‌​ ​‍​ ​‍​ ​‍‌‍‌‍​ ‍​‌‍‌‌​ ‌​​ ​ ​ ‌​‌‍‌‍​ ‌ ​ ​ ​ ‍‌​ ‌ ​‍‌‌​ ​‍​ ​‍​‍‌‌​ ‌‌‌​‌​​‍ ‍‌‍​ ‌‍ ‌‍ ‍‌ ‌​‌‍‌‌‌‍ ‍‌ ‌​​‍‌‌​ ‌‌‌​​‍‌‌ ‌‍‍ ‌‍‌‌‌ ‍‌​‍‌‌​ ​ ‌​‌​​‍‌‌​ ​ ‌​‌​​‍‌‌​ ​‍​ ​‍​ ‌​​ ‌‍‌‍‌‌​ ​​​ ‍​‌‍​‍​ ​ ‌‍‌‌‌‍​‍‌‍​‍‌‍‌​​ ‌‌​‍‌‌​ ​‍​ ​‍​‍‌‌​ ‌‌‌​‌​​‍ ‍‌‍​ ‌‍‍​‌‍‍‌‌‍ ​‌‍‌​‌ ​‍‌‍‌‌‌‍ ‍​‍‌‌​ ‌‌‌​​‍‌‌ ‌‍‍ ‌‍‌‌‌ ‍‌​‍‌‌​ ​ ‌​‌​​‍‌‌​ ​ ‌​‌​​‍‌‌​ ​‍​ ​‍​ ‍​​ ‍‌‌‍‌‍​ ​‌​ ​ ‌‍​‍​ ​ ​ ‌ ​ ‍​​ ​‌​ ‌ ​ ‌‍​‍‌‌​ ​‍​ ​‍​‍‌‌​ ‌‌‌​‌​​‍ ‍‌ ‌​‌‍‌‌‌ ‍​‌ ‌​​ ‌‍​‍‌‍​‌‌ ​ ‌‍‌‌‌‌‌‌‌ ​‍‌‍ ​​ ‌​‍‌‌​ ​‍‌​‌‍‌ ​ ‌ ‌​‌ ‌‌‌‍‌​‌‍‍‌‌‍ ​‍‌‍‌‍‍‌‌‍‌​​ ‌​ ‌‌​ ‌​‌‍​‌​ ‌‍​ ‌ ​ ​‌‌‍‌​​ ​‍​‍ ‌​ ‍‌​ ‌‌​ ​‌‌‍‌‌​‍ ‌​ ‌​‌‍‌‍​ ​​‌‍‌‌​‍ ‌​ ‍‌​ ‌ ​ ‍‌​ ‌ ​‍ ‌​ ​‌‌‍‌‌​ ‍‌‌‍‌​‌‍​‌​ ​​​ ​​‌‍‌‌​ ‍​​ ‌​‌‍‌‌​ ‌​​‍‌‍‌ ‌​‌ ‍‌‌ ​​‌‍‌‌​ ‌‌ ​​‌ ​‍‌‍ ‌‍‍‍‌‍‌‌‌‍​ ‌ ‌​​‍‌‍‌ ​​‌‍​‌‌ ‌​‌‍‍​​ ‌‌‍​ ‌ ‌‌‌ ​ ‌ ‌​‌‍ ‌‍ ‌‌‌​ ‌‍‌‌‌‍​ ‌ ‌​‌‍‍‌‌‍ ‌‍ ‍‌ ​ ​‍‌‌​ ‌‌‌​​‍‌‌ ‌‍‍ ‌‍‌‌‌ ‍‌​‍‌‌​ ​ ‌​‌​​‍‌‌​ ​ ‌​‌​​‍‌‌​ ​‍​ ​‍​ ​‍‌‍‌‍​ ‍​‌‍‌‌​ ‌​​ ​ ​ ‌​‌‍‌‍​ ‌ ​ ​ ​ ‍‌​ ‌ ​‍‌‌​ ​‍​ ​‍​‍‌‌​ ‌‌‌​‌​​‍ ‍‌‍​ ‌‍ ‌‍ ‍‌ ‌​‌‍‌‌‌‍ ‍‌ ‌​​‍‌‌​ ‌‌‌​​‍‌‌ ‌‍‍ ‌‍‌‌‌ ‍‌​‍‌‌​ ​ ‌​‌​​‍‌‌​ ​ ‌​‌​​‍‌‌​ ​‍​ ​‍​ ‌​​ ‌‍‌‍‌‌​ ​​​ ‍​‌‍​‍​ ​ ‌‍‌‌‌‍​‍‌‍​‍‌‍‌​​ ‌‌​‍‌‌​ ​‍​ ​‍​‍‌‌​ ‌‌‌​‌​​‍ ‍‌‍​ ‌‍‍​‌‍‍‌‌‍ ​‌‍‌​‌ ​‍‌‍‌‌‌‍ ‍​‍‌‌​ ‌‌‌​​‍‌‌ ‌‍‍ ‌‍‌‌‌ ‍‌​‍‌‌​ ​ ‌​‌​​‍‌‌​ ​ ‌​‌​​‍‌‌​ ​‍​ ​‍​ ‍​​ ‍‌‌‍‌‍​ ​‌​ ​ ‌‍​‍​ ​ ​ ‌ ​ ‍​​ ​‌​ ‌ ​ ‌‍​‍‌‌​ ​‍​ ​‍​‍‌‌​ ‌‌‌​‌​​‍ ‍‌ ‌​‌‍‌‌‌ ‍​‌ ‌​​‍‌‍‌ ​​‌‍‌‌‌ ​‍‌ ​ ‌ ​​‌‍‌‌‌‍​ ‌ ‌​‌‍‍‌‌ ‌‍‌‍‌‌​ ‌‌ ​​‌ ‌‌‌‍​‍‌‍ ​‌‍‍‌‌ ​ ‌‍‍​‌‍‌‌‌‍‌​​‍​‍‌ ‌
Multistakeholder workshops for co-designed strategies​​​​‌ ‍ ​‍​‍‌‍ ‌ ​‍‌‍‍‌‌‍‌ ‌‍‍‌‌‍ ‍​‍​‍​ ‍‍​‍​‍‌ ​ ‌‍​‌‌‍ ‍‌‍‍‌‌ ‌​‌ ‍‌​‍ ‍‌‍‍‌‌‍ ​‍​‍​‍ ​​‍​‍‌‍‍​‌ ​‍‌‍‌‌‌‍‌‍​‍​‍​ ‍‍​‍​‍​‍ ‌ ​ ‌ ‌​‌ ‌‌‌‍‌​‌‍‍‌‌‍ ​‍ ‌‍‍‌‌‍ ‍‌ ‌​‌‍‌‌‌‍ ‍‌ ‌​​‍ ‌‍‌‌‌‍‌​‌‍‍‌‌ ‌​​‍ ‌‍ ‌‌‍ ‌‍‌​‌‍‌‌​ ‌‌ ​​‌ ​‍‌‍‌‌‌ ​ ‌‍‌‌‌‍ ‍‌ ‌​‌‍​‌‌ ‌​‌‍‍‌‌‍ ‌‍ ‍​ ‍ ‌‍‍‌‌‍‌​​ ‌​ ‌‌​ ‌​‌‍​‌​ ‌‍​ ‌ ​ ​‌‌‍‌​​ ​‍​‍ ‌​ ‍‌​ ‌‌​ ​‌‌‍‌‌​‍ ‌​ ‌​‌‍‌‍​ ​​‌‍‌‌​‍ ‌​ ‍‌​ ‌ ​ ‍‌​ ‌ ​‍ ‌​ ​‌‌‍‌‌​ ‍‌‌‍‌​‌‍​‌​ ​​​ ​​‌‍‌‌​ ‍​​ ‌​‌‍‌‌​ ‌​​ ‍ ‌ ‌​‌ ‍‌‌ ​​‌‍‌‌​ ‌‌ ​​‌ ​‍‌‍ ‌‍‍‍‌‍‌‌‌‍​ ‌ ‌​​ ‍ ‌ ​​‌‍​‌‌ ‌​‌‍‍​​ ‌‌‍​ ‌ ‌‌‌ ​ ‌ ‌​‌‍ ‌‍ ‌‌‌​ ‌‍‌‌‌‍​ ‌ ‌​‌‍‍‌‌‍ ‌‍ ‍‌ ​ ​‍‌‌​ ‌‌‌​​‍‌‌ ‌‍‍ ‌‍‌‌‌ ‍‌​‍‌‌​ ​ ‌​‌​​‍‌‌​ ​ ‌​‌​​‍‌‌​ ​‍​ ​‍​ ​‍‌‍‌‍​ ‍​‌‍‌‌​ ‌​​ ​ ​ ‌​‌‍‌‍​ ‌ ​ ​ ​ ‍‌​ ‌ ​‍‌‌​ ​‍​ ​‍​‍‌‌​ ‌‌‌​‌​​‍ ‍‌‍​ ‌‍ ‌‍ ‍‌ ‌​‌‍‌‌‌‍ ‍‌ ‌​​‍‌‌​ ‌‌‌​​‍‌‌ ‌‍‍ ‌‍‌‌‌ ‍‌​‍‌‌​ ​ ‌​‌​​‍‌‌​ ​ ‌​‌​​‍‌‌​ ​‍​ ​‍​ ‍​‌‍‌​​ ‌​‌‍‌‌‌‍‌‌​ ​ ‌‍‌‍‌‍‌‌​ ‍‌‌‍​‍​ ​ ​ ‌‍​‍‌‌​ ​‍​ ​‍​‍‌‌​ ‌‌‌​‌​​‍ ‍‌‍​ ‌‍‍​‌‍‍‌‌‍ ​‌‍‌​‌ ​‍‌‍‌‌‌‍ ‍​‍‌‌​ ‌‌‌​​‍‌‌ ‌‍‍ ‌‍‌‌‌ ‍‌​‍‌‌​ ​ ‌​‌​​‍‌‌​ ​ ‌​‌​​‍‌‌​ ​‍​ ​‍‌‍​‍​ ‌ ‌‍‌‍​ ​ ‌‍​ ‌‍‌​‌‍‌‌‌‍​‌​ ​‍​ ‌‍​ ‌ ‌‍​‍​‍‌‌​ ​‍​ ​‍​‍‌‌​ ‌‌‌​‌​​‍ ‍‌ ‌​‌‍‌‌‌ ‍​‌ ‌​​ ‌‍​‍‌‍​‌‌ ​ ‌‍‌‌‌‌‌‌‌ ​‍‌‍ ​​ ‌​‍‌‌​ ​‍‌​‌‍‌ ​ ‌ ‌​‌ ‌‌‌‍‌​‌‍‍‌‌‍ ​‍‌‍‌‍‍‌‌‍‌​​ ‌​ ‌‌​ ‌​‌‍​‌​ ‌‍​ ‌ ​ ​‌‌‍‌​​ ​‍​‍ ‌​ ‍‌​ ‌‌​ ​‌‌‍‌‌​‍ ‌​ ‌​‌‍‌‍​ ​​‌‍‌‌​‍ ‌​ ‍‌​ ‌ ​ ‍‌​ ‌ ​‍ ‌​ ​‌‌‍‌‌​ ‍‌‌‍‌​‌‍​‌​ ​​​ ​​‌‍‌‌​ ‍​​ ‌​‌‍‌‌​ ‌​​‍‌‍‌ ‌​‌ ‍‌‌ ​​‌‍‌‌​ ‌‌ ​​‌ ​‍‌‍ ‌‍‍‍‌‍‌‌‌‍​ ‌ ‌​​‍‌‍‌ ​​‌‍​‌‌ ‌​‌‍‍​​ ‌‌‍​ ‌ ‌‌‌ ​ ‌ ‌​‌‍ ‌‍ ‌‌‌​ ‌‍‌‌‌‍​ ‌ ‌​‌‍‍‌‌‍ ‌‍ ‍‌ ​ ​‍‌‌​ ‌‌‌​​‍‌‌ ‌‍‍ ‌‍‌‌‌ ‍‌​‍‌‌​ ​ ‌​‌​​‍‌‌​ ​ ‌​‌​​‍‌‌​ ​‍​ ​‍​ ​‍‌‍‌‍​ ‍​‌‍‌‌​ ‌​​ ​ ​ ‌​‌‍‌‍​ ‌ ​ ​ ​ ‍‌​ ‌ ​‍‌‌​ ​‍​ ​‍​‍‌‌​ ‌‌‌​‌​​‍ ‍‌‍​ ‌‍ ‌‍ ‍‌ ‌​‌‍‌‌‌‍ ‍‌ ‌​​‍‌‌​ ‌‌‌​​‍‌‌ ‌‍‍ ‌‍‌‌‌ ‍‌​‍‌‌​ ​ ‌​‌​​‍‌‌​ ​ ‌​‌​​‍‌‌​ ​‍​ ​‍​ ‍​‌‍‌​​ ‌​‌‍‌‌‌‍‌‌​ ​ ‌‍‌‍‌‍‌‌​ ‍‌‌‍​‍​ ​ ​ ‌‍​‍‌‌​ ​‍​ ​‍​‍‌‌​ ‌‌‌​‌​​‍ ‍‌‍​ ‌‍‍​‌‍‍‌‌‍ ​‌‍‌​‌ ​‍‌‍‌‌‌‍ ‍​‍‌‌​ ‌‌‌​​‍‌‌ ‌‍‍ ‌‍‌‌‌ ‍‌​‍‌‌​ ​ ‌​‌​​‍‌‌​ ​ ‌​‌​​‍‌‌​ ​‍​ ​‍‌‍​‍​ ‌ ‌‍‌‍​ ​ ‌‍​ ‌‍‌​‌‍‌‌‌‍​‌​ ​‍​ ‌‍​ ‌ ‌‍​‍​‍‌‌​ ​‍​ ​‍​‍‌‌​ ‌‌‌​‌​​‍ ‍‌ ‌​‌‍‌‌‌ ‍​‌ ‌​​‍‌‍‌ ​​‌‍‌‌‌ ​‍‌ ​ ‌ ​​‌‍‌‌‌‍​ ‌ ‌​‌‍‍‌‌ ‌‍‌‍‌‌​ ‌‌ ​​‌ ‌‌‌‍​‍‌‍ ​‌‍‍‌‌ ​ ‌‍‍​‌‍‌‌‌‍‌​​‍​‍‌ ‌
Pillar 3: Strengthen Participation Mechanisms​​​​‌ ‍ ​‍​‍‌‍ ‌ ​‍‌‍‍‌‌‍‌ ‌‍‍‌‌‍ ‍​‍​‍​ ‍‍​‍​‍‌ ​ ‌‍​‌‌‍ ‍‌‍‍‌‌ ‌​‌ ‍‌​‍ ‍‌‍‍‌‌‍ ​‍​‍​‍ ​​‍​‍‌‍‍​‌ ​‍‌‍‌‌‌‍‌‍​‍​‍​ ‍‍​‍​‍​‍ ‌ ​ ‌ ‌​‌ ‌‌‌‍‌​‌‍‍‌‌‍ ​‍ ‌‍‍‌‌‍ ‍‌ ‌​‌‍‌‌‌‍ ‍‌ ‌​​‍ ‌‍‌‌‌‍‌​‌‍‍‌‌ ‌​​‍ ‌‍ ‌‌‍ ‌‍‌​‌‍‌‌​ ‌‌ ​​‌ ​‍‌‍‌‌‌ ​ ‌‍‌‌‌‍ ‍‌ ‌​‌‍​‌‌ ‌​‌‍‍‌‌‍ ‌‍ ‍​ ‍ ‌‍‍‌‌‍‌​​ ‌​ ‌‌​ ‌​‌‍​‌​ ‌‍​ ‌ ​ ​‌‌‍‌​​ ​‍​‍ ‌​ ‍‌​ ‌‌​ ​‌‌‍‌‌​‍ ‌​ ‌​‌‍‌‍​ ​​‌‍‌‌​‍ ‌​ ‍‌​ ‌ ​ ‍‌​ ‌ ​‍ ‌​ ​‌‌‍‌‌​ ‍‌‌‍‌​‌‍​‌​ ​​​ ​​‌‍‌‌​ ‍​​ ‌​‌‍‌‌​ ‌​​ ‍ ‌ ‌​‌ ‍‌‌ ​​‌‍‌‌​ ‌‌ ​​‌ ​‍‌‍ ‌‍‍‍‌‍‌‌‌‍​ ‌ ‌​​ ‍ ‌ ​​‌‍​‌‌ ‌​‌‍‍​​ ‌‌‍​ ‌ ‌‌‌ ​ ‌ ‌​‌‍ ‌‍ ‌‌‌​ ‌‍‌‌‌‍​ ‌ ‌​‌‍‍‌‌‍ ‌‍ ‍‌ ​ ​‍‌‌​ ‌‌‌​​‍‌‌ ‌‍‍ ‌‍‌‌‌ ‍‌​‍‌‌​ ​ ‌​‌​​‍‌‌​ ​ ‌​‌​​‍‌‌​ ​‍​ ​‍​ ​‍‌‍‌‍​ ‍​‌‍‌‌​ ‌​​ ​ ​ ‌​‌‍‌‍​ ‌ ​ ​ ​ ‍‌​ ‌ ​‍‌‌​ ​‍​ ​‍​‍‌‌​ ‌‌‌​‌​​‍ ‍‌‍​ ‌‍ ‌‍ ‍‌ ‌​‌‍‌‌‌‍ ‍‌ ‌​​‍‌‌​ ‌‌‌​​‍‌‌ ‌‍‍ ‌‍‌‌‌ ‍‌​‍‌‌​ ​ ‌​‌​​‍‌‌​ ​ ‌​‌​​‍‌‌​ ​‍​ ​‍‌‍‌‍​ ‍‌‌‍​‍​ ​‌​ ‌‌‌‍​‍​ ‌ ​ ​​​ ​​‌‍​‌‌‍​‍​ ​‍​‍‌‌​ ​‍​ ​‍​‍‌‌​ ‌‌‌​‌​​‍ ‍‌‍​ ‌‍‍​‌‍‍‌‌‍ ​‌‍‌​‌ ​‍‌‍‌‌‌‍ ‍​‍‌‌​ ‌‌‌​​‍‌‌ ‌‍‍ ‌‍‌‌‌ ‍‌​‍‌‌​ ​ ‌​‌​​‍‌‌​ ​ ‌​‌​​‍‌‌​ ​‍​ ​‍​ ‍​‌‍‌‍‌‍​ ‌‍​‍​ ‌‌​ ​​​ ​‌​ ‌‌​ ​​‌‍​‌‌‍​‌​ ‌‌​‍‌‌​ ​‍​ ​‍​‍‌‌​ ‌‌‌​‌​​‍ ‍‌ ‌​‌‍‌‌‌ ‍​‌ ‌​​ ‌‍​‍‌‍​‌‌ ​ ‌‍‌‌‌‌‌‌‌ ​‍‌‍ ​​ ‌​‍‌‌​ ​‍‌​‌‍‌ ​ ‌ ‌​‌ ‌‌‌‍‌​‌‍‍‌‌‍ ​‍‌‍‌‍‍‌‌‍‌​​ ‌​ ‌‌​ ‌​‌‍​‌​ ‌‍​ ‌ ​ ​‌‌‍‌​​ ​‍​‍ ‌​ ‍‌​ ‌‌​ ​‌‌‍‌‌​‍ ‌​ ‌​‌‍‌‍​ ​​‌‍‌‌​‍ ‌​ ‍‌​ ‌ ​ ‍‌​ ‌ ​‍ ‌​ ​‌‌‍‌‌​ ‍‌‌‍‌​‌‍​‌​ ​​​ ​​‌‍‌‌​ ‍​​ ‌​‌‍‌‌​ ‌​​‍‌‍‌ ‌​‌ ‍‌‌ ​​‌‍‌‌​ ‌‌ ​​‌ ​‍‌‍ ‌‍‍‍‌‍‌‌‌‍​ ‌ ‌​​‍‌‍‌ ​​‌‍​‌‌ ‌​‌‍‍​​ ‌‌‍​ ‌ ‌‌‌ ​ ‌ ‌​‌‍ ‌‍ ‌‌‌​ ‌‍‌‌‌‍​ ‌ ‌​‌‍‍‌‌‍ ‌‍ ‍‌ ​ ​‍‌‌​ ‌‌‌​​‍‌‌ ‌‍‍ ‌‍‌‌‌ ‍‌​‍‌‌​ ​ ‌​‌​​‍‌‌​ ​ ‌​‌​​‍‌‌​ ​‍​ ​‍​ ​‍‌‍‌‍​ ‍​‌‍‌‌​ ‌​​ ​ ​ ‌​‌‍‌‍​ ‌ ​ ​ ​ ‍‌​ ‌ ​‍‌‌​ ​‍​ ​‍​‍‌‌​ ‌‌‌​‌​​‍ ‍‌‍​ ‌‍ ‌‍ ‍‌ ‌​‌‍‌‌‌‍ ‍‌ ‌​​‍‌‌​ ‌‌‌​​‍‌‌ ‌‍‍ ‌‍‌‌‌ ‍‌​‍‌‌​ ​ ‌​‌​​‍‌‌​ ​ ‌​‌​​‍‌‌​ ​‍​ ​‍‌‍‌‍​ ‍‌‌‍​‍​ ​‌​ ‌‌‌‍​‍​ ‌ ​ ​​​ ​​‌‍​‌‌‍​‍​ ​‍​‍‌‌​ ​‍​ ​‍​‍‌‌​ ‌‌‌​‌​​‍ ‍‌‍​ ‌‍‍​‌‍‍‌‌‍ ​‌‍‌​‌ ​‍‌‍‌‌‌‍ ‍​‍‌‌​ ‌‌‌​​‍‌‌ ‌‍‍ ‌‍‌‌‌ ‍‌​‍‌‌​ ​ ‌​‌​​‍‌‌​ ​ ‌​‌​​‍‌‌​ ​‍​ ​‍​ ‍​‌‍‌‍‌‍​ ‌‍​‍​ ‌‌​ ​​​ ​‌​ ‌‌​ ​​‌‍​‌‌‍​‌​ ‌‌​‍‌‌​ ​‍​ ​‍​‍‌‌​ ‌‌‌​‌​​‍ ‍‌ ‌​‌‍‌‌‌ ‍​‌ ‌​​‍‌‍‌ ​​‌‍‌‌‌ ​‍‌ ​ ‌ ​​‌‍‌‌‌‍​ ‌ ‌​‌‍‍‌‌ ‌‍‌‍‌‌​ ‌‌ ​​‌ ‌‌‌‍​‍‌‍ ​‌‍‍‌‌ ​ ‌‍‍​‌‍‌‌‌‍‌​​‍​‍‌ ‌
Issue-raising meetings between migrants and policymakers​​​​‌ ‍ ​‍​‍‌‍ ‌ ​‍‌‍‍‌‌‍‌ ‌‍‍‌‌‍ ‍​‍​‍​ ‍‍​‍​‍‌ ​ ‌‍​‌‌‍ ‍‌‍‍‌‌ ‌​‌ ‍‌​‍ ‍‌‍‍‌‌‍ ​‍​‍​‍ ​​‍​‍‌‍‍​‌ ​‍‌‍‌‌‌‍‌‍​‍​‍​ ‍‍​‍​‍​‍ ‌ ​ ‌ ‌​‌ ‌‌‌‍‌​‌‍‍‌‌‍ ​‍ ‌‍‍‌‌‍ ‍‌ ‌​‌‍‌‌‌‍ ‍‌ ‌​​‍ ‌‍‌‌‌‍‌​‌‍‍‌‌ ‌​​‍ ‌‍ ‌‌‍ ‌‍‌​‌‍‌‌​ ‌‌ ​​‌ ​‍‌‍‌‌‌ ​ ‌‍‌‌‌‍ ‍‌ ‌​‌‍​‌‌ ‌​‌‍‍‌‌‍ ‌‍ ‍​ ‍ ‌‍‍‌‌‍‌​​ ‌​ ‌‌​ ‌​‌‍​‌​ ‌‍​ ‌ ​ ​‌‌‍‌​​ ​‍​‍ ‌​ ‍‌​ ‌‌​ ​‌‌‍‌‌​‍ ‌​ ‌​‌‍‌‍​ ​​‌‍‌‌​‍ ‌​ ‍‌​ ‌ ​ ‍‌​ ‌ ​‍ ‌​ ​‌‌‍‌‌​ ‍‌‌‍‌​‌‍​‌​ ​​​ ​​‌‍‌‌​ ‍​​ ‌​‌‍‌‌​ ‌​​ ‍ ‌ ‌​‌ ‍‌‌ ​​‌‍‌‌​ ‌‌ ​​‌ ​‍‌‍ ‌‍‍‍‌‍‌‌‌‍​ ‌ ‌​​ ‍ ‌ ​​‌‍​‌‌ ‌​‌‍‍​​ ‌‌‍​ ‌ ‌‌‌ ​ ‌ ‌​‌‍ ‌‍ ‌‌‌​ ‌‍‌‌‌‍​ ‌ ‌​‌‍‍‌‌‍ ‌‍ ‍‌ ​ ​‍‌‌​ ‌‌‌​​‍‌‌ ‌‍‍ ‌‍‌‌‌ ‍‌​‍‌‌​ ​ ‌​‌​​‍‌‌​ ​ ‌​‌​​‍‌‌​ ​‍​ ​‍​ ​‍‌‍‌‍​ ‍​‌‍‌‌​ ‌​​ ​ ​ ‌​‌‍‌‍​ ‌ ​ ​ ​ ‍‌​ ‌ ​‍‌‌​ ​‍​ ​‍​‍‌‌​ ‌‌‌​‌​​‍ ‍‌‍​ ‌‍ ‌‍ ‍‌ ‌​‌‍‌‌‌‍ ‍‌ ‌​​‍‌‌​ ‌‌‌​​‍‌‌ ‌‍‍ ‌‍‌‌‌ ‍‌​‍‌‌​ ​ ‌​‌​​‍‌‌​ ​ ‌​‌​​‍‌‌​ ​‍​ ​‍​ ‍​‌‍​‌​ ​​​ ‍‌‌‍‌‌‌‍‌‍​ ​​​ ‍‌​ ​‌‌‍​‍​ ​‍‌‍‌‍​‍‌‌​ ​‍​ ​‍​‍‌‌​ ‌‌‌​‌​​‍ ‍‌‍​ ‌‍‍​‌‍‍‌‌‍ ​‌‍‌​‌ ​‍‌‍‌‌‌‍ ‍​‍‌‌​ ‌‌‌​​‍‌‌ ‌‍‍ ‌‍‌‌‌ ‍‌​‍‌‌​ ​ ‌​‌​​‍‌‌​ ​ ‌​‌​​‍‌‌​ ​‍​ ​‍​ ​​‌‍‌​​ ‌‌‌‍‌​​ ​‌​ ‌ ​ ‌‌​ ‍‌​ ​​‌‍​‍​ ​​​ ‌‌​‍‌‌​ ​‍​ ​‍​‍‌‌​ ‌‌‌​‌​​‍ ‍‌ ‌​‌‍‌‌‌ ‍​‌ ‌​​ ‌‍​‍‌‍​‌‌ ​ ‌‍‌‌‌‌‌‌‌ ​‍‌‍ ​​ ‌​‍‌‌​ ​‍‌​‌‍‌ ​ ‌ ‌​‌ ‌‌‌‍‌​‌‍‍‌‌‍ ​‍‌‍‌‍‍‌‌‍‌​​ ‌​ ‌‌​ ‌​‌‍​‌​ ‌‍​ ‌ ​ ​‌‌‍‌​​ ​‍​‍ ‌​ ‍‌​ ‌‌​ ​‌‌‍‌‌​‍ ‌​ ‌​‌‍‌‍​ ​​‌‍‌‌​‍ ‌​ ‍‌​ ‌ ​ ‍‌​ ‌ ​‍ ‌​ ​‌‌‍‌‌​ ‍‌‌‍‌​‌‍​‌​ ​​​ ​​‌‍‌‌​ ‍​​ ‌​‌‍‌‌​ ‌​​‍‌‍‌ ‌​‌ ‍‌‌ ​​‌‍‌‌​ ‌‌ ​​‌ ​‍‌‍ ‌‍‍‍‌‍‌‌‌‍​ ‌ ‌​​‍‌‍‌ ​​‌‍​‌‌ ‌​‌‍‍​​ ‌‌‍​ ‌ ‌‌‌ ​ ‌ ‌​‌‍ ‌‍ ‌‌‌​ ‌‍‌‌‌‍​ ‌ ‌​‌‍‍‌‌‍ ‌‍ ‍‌ ​ ​‍‌‌​ ‌‌‌​​‍‌‌ ‌‍‍ ‌‍‌‌‌ ‍‌​‍‌‌​ ​ ‌​‌​​‍‌‌​ ​ ‌​‌​​‍‌‌​ ​‍​ ​‍​ ​‍‌‍‌‍​ ‍​‌‍‌‌​ ‌​​ ​ ​ ‌​‌‍‌‍​ ‌ ​ ​ ​ ‍‌​ ‌ ​‍‌‌​ ​‍​ ​‍​‍‌‌​ ‌‌‌​‌​​‍ ‍‌‍​ ‌‍ ‌‍ ‍‌ ‌​‌‍‌‌‌‍ ‍‌ ‌​​‍‌‌​ ‌‌‌​​‍‌‌ ‌‍‍ ‌‍‌‌‌ ‍‌​‍‌‌​ ​ ‌​‌​​‍‌‌​ ​ ‌​‌​​‍‌‌​ ​‍​ ​‍​ ‍​‌‍​‌​ ​​​ ‍‌‌‍‌‌‌‍‌‍​ ​​​ ‍‌​ ​‌‌‍​‍​ ​‍‌‍‌‍​‍‌‌​ ​‍​ ​‍​‍‌‌​ ‌‌‌​‌​​‍ ‍‌‍​ ‌‍‍​‌‍‍‌‌‍ ​‌‍‌​‌ ​‍‌‍‌‌‌‍ ‍​‍‌‌​ ‌‌‌​​‍‌‌ ‌‍‍ ‌‍‌‌‌ ‍‌​‍‌‌​ ​ ‌​‌​​‍‌‌​ ​ ‌​‌​​‍‌‌​ ​‍​ ​‍​ ​​‌‍‌​​ ‌‌‌‍‌​​ ​‌​ ‌ ​ ‌‌​ ‍‌​ ​​‌‍​‍​ ​​​ ‌‌​‍‌‌​ ​‍​ ​‍​‍‌‌​ ‌‌‌​‌​​‍ ‍‌ ‌​‌‍‌‌‌ ‍​‌ ‌​​‍‌‍‌ ​​‌‍‌‌‌ ​‍‌ ​ ‌ ​​‌‍‌‌‌‍​ ‌ ‌​‌‍‍‌‌ ‌‍‌‍‌‌​ ‌‌ ​​‌ ‌‌‌‍​‍‌‍ ​‌‍‍‌‌ ​ ‌‍‍​‌‍‌‌‌‍‌​​‍​‍‌ ‌
E-participation portal development​​​​‌ ‍ ​‍​‍‌‍ ‌ ​‍‌‍‍‌‌‍‌ ‌‍‍‌‌‍ ‍​‍​‍​ ‍‍​‍​‍‌ ​ ‌‍​‌‌‍ ‍‌‍‍‌‌ ‌​‌ ‍‌​‍ ‍‌‍‍‌‌‍ ​‍​‍​‍ ​​‍​‍‌‍‍​‌ ​‍‌‍‌‌‌‍‌‍​‍​‍​ ‍‍​‍​‍​‍ ‌ ​ ‌ ‌​‌ ‌‌‌‍‌​‌‍‍‌‌‍ ​‍ ‌‍‍‌‌‍ ‍‌ ‌​‌‍‌‌‌‍ ‍‌ ‌​​‍ ‌‍‌‌‌‍‌​‌‍‍‌‌ ‌​​‍ ‌‍ ‌‌‍ ‌‍‌​‌‍‌‌​ ‌‌ ​​‌ ​‍‌‍‌‌‌ ​ ‌‍‌‌‌‍ ‍‌ ‌​‌‍​‌‌ ‌​‌‍‍‌‌‍ ‌‍ ‍​ ‍ ‌‍‍‌‌‍‌​​ ‌​ ‌‌​ ‌​‌‍​‌​ ‌‍​ ‌ ​ ​‌‌‍‌​​ ​‍​‍ ‌​ ‍‌​ ‌‌​ ​‌‌‍‌‌​‍ ‌​ ‌​‌‍‌‍​ ​​‌‍‌‌​‍ ‌​ ‍‌​ ‌ ​ ‍‌​ ‌ ​‍ ‌​ ​‌‌‍‌‌​ ‍‌‌‍‌​‌‍​‌​ ​​​ ​​‌‍‌‌​ ‍​​ ‌​‌‍‌‌​ ‌​​ ‍ ‌ ‌​‌ ‍‌‌ ​​‌‍‌‌​ ‌‌ ​​‌ ​‍‌‍ ‌‍‍‍‌‍‌‌‌‍​ ‌ ‌​​ ‍ ‌ ​​‌‍​‌‌ ‌​‌‍‍​​ ‌‌‍​ ‌ ‌‌‌ ​ ‌ ‌​‌‍ ‌‍ ‌‌‌​ ‌‍‌‌‌‍​ ‌ ‌​‌‍‍‌‌‍ ‌‍ ‍‌ ​ ​‍‌‌​ ‌‌‌​​‍‌‌ ‌‍‍ ‌‍‌‌‌ ‍‌​‍‌‌​ ​ ‌​‌​​‍‌‌​ ​ ‌​‌​​‍‌‌​ ​‍​ ​‍​ ​‍‌‍‌‍​ ‍​‌‍‌‌​ ‌​​ ​ ​ ‌​‌‍‌‍​ ‌ ​ ​ ​ ‍‌​ ‌ ​‍‌‌​ ​‍​ ​‍​‍‌‌​ ‌‌‌​‌​​‍ ‍‌‍​ ‌‍ ‌‍ ‍‌ ‌​‌‍‌‌‌‍ ‍‌ ‌​​‍‌‌​ ‌‌‌​​‍‌‌ ‌‍‍ ‌‍‌‌‌ ‍‌​‍‌‌​ ​ ‌​‌​​‍‌‌​ ​ ‌​‌​​‍‌‌​ ​‍​ ​‍‌‍‌‌​ ‍‌​ ​‌​ ​ ‌‍​‌​ ​ ‌‍‌​‌‍​‌​ ‌‍‌‍​ ​ ‌ ​ ​‍​‍‌‌​ ​‍​ ​‍​‍‌‌​ ‌‌‌​‌​​‍ ‍‌‍​ ‌‍‍​‌‍‍‌‌‍ ​‌‍‌​‌ ​‍‌‍‌‌‌‍ ‍​‍‌‌​ ‌‌‌​​‍‌‌ ‌‍‍ ‌‍‌‌‌ ‍‌​‍‌‌​ ​ ‌​‌​​‍‌‌​ ​ ‌​‌​​‍‌‌​ ​‍​ ​‍‌‍‌‍​ ​‌‌‍‌‌​ ‌ ​ ‍​​ ‌ ​ ​‌‌‍‌​‌‍​‌​ ​‍‌‍‌​​ ‌ ​‍‌‌​ ​‍​ ​‍​‍‌‌​ ‌‌‌​‌​​‍ ‍‌ ‌​‌‍‌‌‌ ‍​‌ ‌​​ ‌‍​‍‌‍​‌‌ ​ ‌‍‌‌‌‌‌‌‌ ​‍‌‍ ​​ ‌​‍‌‌​ ​‍‌​‌‍‌ ​ ‌ ‌​‌ ‌‌‌‍‌​‌‍‍‌‌‍ ​‍‌‍‌‍‍‌‌‍‌​​ ‌​ ‌‌​ ‌​‌‍​‌​ ‌‍​ ‌ ​ ​‌‌‍‌​​ ​‍​‍ ‌​ ‍‌​ ‌‌​ ​‌‌‍‌‌​‍ ‌​ ‌​‌‍‌‍​ ​​‌‍‌‌​‍ ‌​ ‍‌​ ‌ ​ ‍‌​ ‌ ​‍ ‌​ ​‌‌‍‌‌​ ‍‌‌‍‌​‌‍​‌​ ​​​ ​​‌‍‌‌​ ‍​​ ‌​‌‍‌‌​ ‌​​‍‌‍‌ ‌​‌ ‍‌‌ ​​‌‍‌‌​ ‌‌ ​​‌ ​‍‌‍ ‌‍‍‍‌‍‌‌‌‍​ ‌ ‌​​‍‌‍‌ ​​‌‍​‌‌ ‌​‌‍‍​​ ‌‌‍​ ‌ ‌‌‌ ​ ‌ ‌​‌‍ ‌‍ ‌‌‌​ ‌‍‌‌‌‍​ ‌ ‌​‌‍‍‌‌‍ ‌‍ ‍‌ ​ ​‍‌‌​ ‌‌‌​​‍‌‌ ‌‍‍ ‌‍‌‌‌ ‍‌​‍‌‌​ ​ ‌​‌​​‍‌‌​ ​ ‌​‌​​‍‌‌​ ​‍​ ​‍​ ​‍‌‍‌‍​ ‍​‌‍‌‌​ ‌​​ ​ ​ ‌​‌‍‌‍​ ‌ ​ ​ ​ ‍‌​ ‌ ​‍‌‌​ ​‍​ ​‍​‍‌‌​ ‌‌‌​‌​​‍ ‍‌‍​ ‌‍ ‌‍ ‍‌ ‌​‌‍‌‌‌‍ ‍‌ ‌​​‍‌‌​ ‌‌‌​​‍‌‌ ‌‍‍ ‌‍‌‌‌ ‍‌​‍‌‌​ ​ ‌​‌​​‍‌‌​ ​ ‌​‌​​‍‌‌​ ​‍​ ​‍‌‍‌‌​ ‍‌​ ​‌​ ​ ‌‍​‌​ ​ ‌‍‌​‌‍​‌​ ‌‍‌‍​ ​ ‌ ​ ​‍​‍‌‌​ ​‍​ ​‍​‍‌‌​ ‌‌‌​‌​​‍ ‍‌‍​ ‌‍‍​‌‍‍‌‌‍ ​‌‍‌​‌ ​‍‌‍‌‌‌‍ ‍​‍‌‌​ ‌‌‌​​‍‌‌ ‌‍‍ ‌‍‌‌‌ ‍‌​‍‌‌​ ​ ‌​‌​​‍‌‌​ ​ ‌​‌​​‍‌‌​ ​‍​ ​‍‌‍‌‍​ ​‌‌‍‌‌​ ‌ ​ ‍​​ ‌ ​ ​‌‌‍‌​‌‍​‌​ ​‍‌‍‌​​ ‌ ​‍‌‌​ ​‍​ ​‍​‍‌‌​ ‌‌‌​‌​​‍ ‍‌ ‌​‌‍‌‌‌ ‍​‌ ‌​​‍‌‍‌ ​​‌‍‌‌‌ ​‍‌ ​ ‌ ​​‌‍‌‌‌‍​ ‌ ‌​‌‍‍‌‌ ‌‍‌‍‌‌​ ‌‌ ​​‌ ‌‌‌‍​‍‌‍ ​‌‍‍‌‌ ​ ‌‍‍​‌‍‌‌‌‍‌​​‍​‍‌ ‌
Creation and support for Migrant Advisory Councils​​​​‌ ‍ ​‍​‍‌‍ ‌ ​‍‌‍‍‌‌‍‌ ‌‍‍‌‌‍ ‍​‍​‍​ ‍‍​‍​‍‌ ​ ‌‍​‌‌‍ ‍‌‍‍‌‌ ‌​‌ ‍‌​‍ ‍‌‍‍‌‌‍ ​‍​‍​‍ ​​‍​‍‌‍‍​‌ ​‍‌‍‌‌‌‍‌‍​‍​‍​ ‍‍​‍​‍​‍ ‌ ​ ‌ ‌​‌ ‌‌‌‍‌​‌‍‍‌‌‍ ​‍ ‌‍‍‌‌‍ ‍‌ ‌​‌‍‌‌‌‍ ‍‌ ‌​​‍ ‌‍‌‌‌‍‌​‌‍‍‌‌ ‌​​‍ ‌‍ ‌‌‍ ‌‍‌​‌‍‌‌​ ‌‌ ​​‌ ​‍‌‍‌‌‌ ​ ‌‍‌‌‌‍ ‍‌ ‌​‌‍​‌‌ ‌​‌‍‍‌‌‍ ‌‍ ‍​ ‍ ‌‍‍‌‌‍‌​​ ‌​ ‌‌​ ‌​‌‍​‌​ ‌‍​ ‌ ​ ​‌‌‍‌​​ ​‍​‍ ‌​ ‍‌​ ‌‌​ ​‌‌‍‌‌​‍ ‌​ ‌​‌‍‌‍​ ​​‌‍‌‌​‍ ‌​ ‍‌​ ‌ ​ ‍‌​ ‌ ​‍ ‌​ ​‌‌‍‌‌​ ‍‌‌‍‌​‌‍​‌​ ​​​ ​​‌‍‌‌​ ‍​​ ‌​‌‍‌‌​ ‌​​ ‍ ‌ ‌​‌ ‍‌‌ ​​‌‍‌‌​ ‌‌ ​​‌ ​‍‌‍ ‌‍‍‍‌‍‌‌‌‍​ ‌ ‌​​ ‍ ‌ ​​‌‍​‌‌ ‌​‌‍‍​​ ‌‌‍​ ‌ ‌‌‌ ​ ‌ ‌​‌‍ ‌‍ ‌‌‌​ ‌‍‌‌‌‍​ ‌ ‌​‌‍‍‌‌‍ ‌‍ ‍‌ ​ ​‍‌‌​ ‌‌‌​​‍‌‌ ‌‍‍ ‌‍‌‌‌ ‍‌​‍‌‌​ ​ ‌​‌​​‍‌‌​ ​ ‌​‌​​‍‌‌​ ​‍​ ​‍​ ​‍‌‍‌‍​ ‍​‌‍‌‌​ ‌​​ ​ ​ ‌​‌‍‌‍​ ‌ ​ ​ ​ ‍‌​ ‌ ​‍‌‌​ ​‍​ ​‍​‍‌‌​ ‌‌‌​‌​​‍ ‍‌‍​ ‌‍ ‌‍ ‍‌ ‌​‌‍‌‌‌‍ ‍‌ ‌​​‍‌‌​ ‌‌‌​​‍‌‌ ‌‍‍ ‌‍‌‌‌ ‍‌​‍‌‌​ ​ ‌​‌​​‍‌‌​ ​ ‌​‌​​‍‌‌​ ​‍​ ​‍‌‍‌​‌‍‌‌‌‍‌‌​ ​‌‌‍​ ‌‍‌​‌‍​‌‌‍​ ​ ‌‍‌‍‌‍‌‍​‍​ ​‍​‍‌‌​ ​‍​ ​‍​‍‌‌​ ‌‌‌​‌​​‍ ‍‌‍​ ‌‍‍​‌‍‍‌‌‍ ​‌‍‌​‌ ​‍‌‍‌‌‌‍ ‍​‍‌‌​ ‌‌‌​​‍‌‌ ‌‍‍ ‌‍‌‌‌ ‍‌​‍‌‌​ ​ ‌​‌​​‍‌‌​ ​ ‌​‌​​‍‌‌​ ​‍​ ​‍‌‍‌‌​ ‌‍‌‍‌‍​ ‌​​ ‌‌​ ‌‍​ ‌‍​ ‌​‌‍​ ​ ‍​​ ‌​‌‍‌‍​‍‌‌​ ​‍​ ​‍​‍‌‌​ ‌‌‌​‌​​‍ ‍‌ ‌​‌‍‌‌‌ ‍​‌ ‌​​ ‌‍​‍‌‍​‌‌ ​ ‌‍‌‌‌‌‌‌‌ ​‍‌‍ ​​ ‌​‍‌‌​ ​‍‌​‌‍‌ ​ ‌ ‌​‌ ‌‌‌‍‌​‌‍‍‌‌‍ ​‍‌‍‌‍‍‌‌‍‌​​ ‌​ ‌‌​ ‌​‌‍​‌​ ‌‍​ ‌ ​ ​‌‌‍‌​​ ​‍​‍ ‌​ ‍‌​ ‌‌​ ​‌‌‍‌‌​‍ ‌​ ‌​‌‍‌‍​ ​​‌‍‌‌​‍ ‌​ ‍‌​ ‌ ​ ‍‌​ ‌ ​‍ ‌​ ​‌‌‍‌‌​ ‍‌‌‍‌​‌‍​‌​ ​​​ ​​‌‍‌‌​ ‍​​ ‌​‌‍‌‌​ ‌​​‍‌‍‌ ‌​‌ ‍‌‌ ​​‌‍‌‌​ ‌‌ ​​‌ ​‍‌‍ ‌‍‍‍‌‍‌‌‌‍​ ‌ ‌​​‍‌‍‌ ​​‌‍​‌‌ ‌​‌‍‍​​ ‌‌‍​ ‌ ‌‌‌ ​ ‌ ‌​‌‍ ‌‍ ‌‌‌​ ‌‍‌‌‌‍​ ‌ ‌​‌‍‍‌‌‍ ‌‍ ‍‌ ​ ​‍‌‌​ ‌‌‌​​‍‌‌ ‌‍‍ ‌‍‌‌‌ ‍‌​‍‌‌​ ​ ‌​‌​​‍‌‌​ ​ ‌​‌​​‍‌‌​ ​‍​ ​‍​ ​‍‌‍‌‍​ ‍​‌‍‌‌​ ‌​​ ​ ​ ‌​‌‍‌‍​ ‌ ​ ​ ​ ‍‌​ ‌ ​‍‌‌​ ​‍​ ​‍​‍‌‌​ ‌‌‌​‌​​‍ ‍‌‍​ ‌‍ ‌‍ ‍‌ ‌​‌‍‌‌‌‍ ‍‌ ‌​​‍‌‌​ ‌‌‌​​‍‌‌ ‌‍‍ ‌‍‌‌‌ ‍‌​‍‌‌​ ​ ‌​‌​​‍‌‌​ ​ ‌​‌​​‍‌‌​ ​‍​ ​‍‌‍‌​‌‍‌‌‌‍‌‌​ ​‌‌‍​ ‌‍‌​‌‍​‌‌‍​ ​ ‌‍‌‍‌‍‌‍​‍​ ​‍​‍‌‌​ ​‍​ ​‍​‍‌‌​ ‌‌‌​‌​​‍ ‍‌‍​ ‌‍‍​‌‍‍‌‌‍ ​‌‍‌​‌ ​‍‌‍‌‌‌‍ ‍​‍‌‌​ ‌‌‌​​‍‌‌ ‌‍‍ ‌‍‌‌‌ ‍‌​‍‌‌​ ​ ‌​‌​​‍‌‌​ ​ ‌​‌​​‍‌‌​ ​‍​ ​‍‌‍‌‌​ ‌‍‌‍‌‍​ ‌​​ ‌‌​ ‌‍​ ‌‍​ ‌​‌‍​ ​ ‍​​ ‌​‌‍‌‍​‍‌‌​ ​‍​ ​‍​‍‌‌​ ‌‌‌​‌​​‍ ‍‌ ‌​‌‍‌‌‌ ‍​‌ ‌​​‍‌‍‌ ​​‌‍‌‌‌ ​‍‌ ​ ‌ ​​‌‍‌‌‌‍​ ‌ ‌​‌‍‍‌‌ ‌‍‌‍‌‌​ ‌‌ ​​‌ ‌‌‌‍​‍‌‍ ​‌‍‍‌‌ ​ ‌‍‍​‌‍‌‌‌‍‌​​‍​‍‌ ‌
Advocacy campaigns by migrant organizations​​​​‌ ‍ ​‍​‍‌‍ ‌ ​‍‌‍‍‌‌‍‌ ‌‍‍‌‌‍ ‍​‍​‍​ ‍‍​‍​‍‌ ​ ‌‍​‌‌‍ ‍‌‍‍‌‌ ‌​‌ ‍‌​‍ ‍‌‍‍‌‌‍ ​‍​‍​‍ ​​‍​‍‌‍‍​‌ ​‍‌‍‌‌‌‍‌‍​‍​‍​ ‍‍​‍​‍​‍ ‌ ​ ‌ ‌​‌ ‌‌‌‍‌​‌‍‍‌‌‍ ​‍ ‌‍‍‌‌‍ ‍‌ ‌​‌‍‌‌‌‍ ‍‌ ‌​​‍ ‌‍‌‌‌‍‌​‌‍‍‌‌ ‌​​‍ ‌‍ ‌‌‍ ‌‍‌​‌‍‌‌​ ‌‌ ​​‌ ​‍‌‍‌‌‌ ​ ‌‍‌‌‌‍ ‍‌ ‌​‌‍​‌‌ ‌​‌‍‍‌‌‍ ‌‍ ‍​ ‍ ‌‍‍‌‌‍‌​​ ‌​ ‌‌​ ‌​‌‍​‌​ ‌‍​ ‌ ​ ​‌‌‍‌​​ ​‍​‍ ‌​ ‍‌​ ‌‌​ ​‌‌‍‌‌​‍ ‌​ ‌​‌‍‌‍​ ​​‌‍‌‌​‍ ‌​ ‍‌​ ‌ ​ ‍‌​ ‌ ​‍ ‌​ ​‌‌‍‌‌​ ‍‌‌‍‌​‌‍​‌​ ​​​ ​​‌‍‌‌​ ‍​​ ‌​‌‍‌‌​ ‌​​ ‍ ‌ ‌​‌ ‍‌‌ ​​‌‍‌‌​ ‌‌ ​​‌ ​‍‌‍ ‌‍‍‍‌‍‌‌‌‍​ ‌ ‌​​ ‍ ‌ ​​‌‍​‌‌ ‌​‌‍‍​​ ‌‌‍​ ‌ ‌‌‌ ​ ‌ ‌​‌‍ ‌‍ ‌‌‌​ ‌‍‌‌‌‍​ ‌ ‌​‌‍‍‌‌‍ ‌‍ ‍‌ ​ ​‍‌‌​ ‌‌‌​​‍‌‌ ‌‍‍ ‌‍‌‌‌ ‍‌​‍‌‌​ ​ ‌​‌​​‍‌‌​ ​ ‌​‌​​‍‌‌​ ​‍​ ​‍​ ​‍‌‍‌‍​ ‍​‌‍‌‌​ ‌​​ ​ ​ ‌​‌‍‌‍​ ‌ ​ ​ ​ ‍‌​ ‌ ​‍‌‌​ ​‍​ ​‍​‍‌‌​ ‌‌‌​‌​​‍ ‍‌‍​ ‌‍ ‌‍ ‍‌ ‌​‌‍‌‌‌‍ ‍‌ ‌​​‍‌‌​ ‌‌‌​​‍‌‌ ‌‍‍ ‌‍‌‌‌ ‍‌​‍‌‌​ ​ ‌​‌​​‍‌‌​ ​ ‌​‌​​‍‌‌​ ​‍​ ​‍​ ‌​‌‍​ ‌‍‌‌​ ‌‍​ ​‌​ ‌‍​ ‌ ‌‍‌​‌‍​‌​ ‌‌​ ‌ ​ ‌‍​‍‌‌​ ​‍​ ​‍​‍‌‌​ ‌‌‌​‌​​‍ ‍‌‍​ ‌‍‍​‌‍‍‌‌‍ ​‌‍‌​‌ ​‍‌‍‌‌‌‍ ‍​‍‌‌​ ‌‌‌​​‍‌‌ ‌‍‍ ‌‍‌‌‌ ‍‌​‍‌‌​ ​ ‌​‌​​‍‌‌​ ​ ‌​‌​​‍‌‌​ ​‍​ ​‍‌‍‌‍​ ‌‌​ ​‍​ ​​​ ​‌‌‍​‌​ ‌​‌‍​‌​ ‌‍‌‍​‌​ ‌​​ ‍‌​‍‌‌​ ​‍​ ​‍​‍‌‌​ ‌‌‌​‌​​‍ ‍‌ ‌​‌‍‌‌‌ ‍​‌ ‌​​ ‌‍​‍‌‍​‌‌ ​ ‌‍‌‌‌‌‌‌‌ ​‍‌‍ ​​ ‌​‍‌‌​ ​‍‌​‌‍‌ ​ ‌ ‌​‌ ‌‌‌‍‌​‌‍‍‌‌‍ ​‍‌‍‌‍‍‌‌‍‌​​ ‌​ ‌‌​ ‌​‌‍​‌​ ‌‍​ ‌ ​ ​‌‌‍‌​​ ​‍​‍ ‌​ ‍‌​ ‌‌​ ​‌‌‍‌‌​‍ ‌​ ‌​‌‍‌‍​ ​​‌‍‌‌​‍ ‌​ ‍‌​ ‌ ​ ‍‌​ ‌ ​‍ ‌​ ​‌‌‍‌‌​ ‍‌‌‍‌​‌‍​‌​ ​​​ ​​‌‍‌‌​ ‍​​ ‌​‌‍‌‌​ ‌​​‍‌‍‌ ‌​‌ ‍‌‌ ​​‌‍‌‌​ ‌‌ ​​‌ ​‍‌‍ ‌‍‍‍‌‍‌‌‌‍​ ‌ ‌​​‍‌‍‌ ​​‌‍​‌‌ ‌​‌‍‍​​ ‌‌‍​ ‌ ‌‌‌ ​ ‌ ‌​‌‍ ‌‍ ‌‌‌​ ‌‍‌‌‌‍​ ‌ ‌​‌‍‍‌‌‍ ‌‍ ‍‌ ​ ​‍‌‌​ ‌‌‌​​‍‌‌ ‌‍‍ ‌‍‌‌‌ ‍‌​‍‌‌​ ​ ‌​‌​​‍‌‌​ ​ ‌​‌​​‍‌‌​ ​‍​ ​‍​ ​‍‌‍‌‍​ ‍​‌‍‌‌​ ‌​​ ​ ​ ‌​‌‍‌‍​ ‌ ​ ​ ​ ‍‌​ ‌ ​‍‌‌​ ​‍​ ​‍​‍‌‌​ ‌‌‌​‌​​‍ ‍‌‍​ ‌‍ ‌‍ ‍‌ ‌​‌‍‌‌‌‍ ‍‌ ‌​​‍‌‌​ ‌‌‌​​‍‌‌ ‌‍‍ ‌‍‌‌‌ ‍‌​‍‌‌​ ​ ‌​‌​​‍‌‌​ ​ ‌​‌​​‍‌‌​ ​‍​ ​‍​ ‌​‌‍​ ‌‍‌‌​ ‌‍​ ​‌​ ‌‍​ ‌ ‌‍‌​‌‍​‌​ ‌‌​ ‌ ​ ‌‍​‍‌‌​ ​‍​ ​‍​‍‌‌​ ‌‌‌​‌​​‍ ‍‌‍​ ‌‍‍​‌‍‍‌‌‍ ​‌‍‌​‌ ​‍‌‍‌‌‌‍ ‍​‍‌‌​ ‌‌‌​​‍‌‌ ‌‍‍ ‌‍‌‌‌ ‍‌​‍‌‌​ ​ ‌​‌​​‍‌‌​ ​ ‌​‌​​‍‌‌​ ​‍​ ​‍‌‍‌‍​ ‌‌​ ​‍​ ​​​ ​‌‌‍​‌​ ‌​‌‍​‌​ ‌‍‌‍​‌​ ‌​​ ‍‌​‍‌‌​ ​‍​ ​‍​‍‌‌​ ‌‌‌​‌​​‍ ‍‌ ‌​‌‍‌‌‌ ‍​‌ ‌​​‍‌‍‌ ​​‌‍‌‌‌ ​‍‌ ​ ‌ ​​‌‍‌‌‌‍​ ‌ ‌​‌‍‍‌‌ ‌‍‌‍‌‌​ ‌‌ ​​‌ ‌‌‌‍​‍‌‍ ​‌‍‍‌‌ ​ ‌‍‍​‌‍‌‌‌‍‌​​‍​‍‌ ‌
Cross-cutting Instruments​​​​‌ ‍ ​‍​‍‌‍ ‌ ​‍‌‍‍‌‌‍‌ ‌‍‍‌‌‍ ‍​‍​‍​ ‍‍​‍​‍‌ ​ ‌‍​‌‌‍ ‍‌‍‍‌‌ ‌​‌ ‍‌​‍ ‍‌‍‍‌‌‍ ​‍​‍​‍ ​​‍​‍‌‍‍​‌ ​‍‌‍‌‌‌‍‌‍​‍​‍​ ‍‍​‍​‍​‍ ‌ ​ ‌ ‌​‌ ‌‌‌‍‌​‌‍‍‌‌‍ ​‍ ‌‍‍‌‌‍ ‍‌ ‌​‌‍‌‌‌‍ ‍‌ ‌​​‍ ‌‍‌‌‌‍‌​‌‍‍‌‌ ‌​​‍ ‌‍ ‌‌‍ ‌‍‌​‌‍‌‌​ ‌‌ ​​‌ ​‍‌‍‌‌‌ ​ ‌‍‌‌‌‍ ‍‌ ‌​‌‍​‌‌ ‌​‌‍‍‌‌‍ ‌‍ ‍​ ‍ ‌‍‍‌‌‍‌​​ ‌​ ‌‌​ ‌​‌‍​‌​ ‌‍​ ‌ ​ ​‌‌‍‌​​ ​‍​‍ ‌​ ‍‌​ ‌‌​ ​‌‌‍‌‌​‍ ‌​ ‌​‌‍‌‍​ ​​‌‍‌‌​‍ ‌​ ‍‌​ ‌ ​ ‍‌​ ‌ ​‍ ‌​ ​‌‌‍‌‌​ ‍‌‌‍‌​‌‍​‌​ ​​​ ​​‌‍‌‌​ ‍​​ ‌​‌‍‌‌​ ‌​​ ‍ ‌ ‌​‌ ‍‌‌ ​​‌‍‌‌​ ‌‌ ​​‌ ​‍‌‍ ‌‍‍‍‌‍‌‌‌‍​ ‌ ‌​​ ‍ ‌ ​​‌‍​‌‌ ‌​‌‍‍​​ ‌‌‍​ ‌ ‌‌‌ ​ ‌ ‌​‌‍ ‌‍ ‌‌‌​ ‌‍‌‌‌‍​ ‌ ‌​‌‍‍‌‌‍ ‌‍ ‍‌ ​ ​‍‌‌​ ‌‌‌​​‍‌‌ ‌‍‍ ‌‍‌‌‌ ‍‌​‍‌‌​ ​ ‌​‌​​‍‌‌​ ​ ‌​‌​​‍‌‌​ ​‍​ ​‍​ ​‍‌‍‌‍​ ‍​‌‍‌‌​ ‌​​ ​ ​ ‌​‌‍‌‍​ ‌ ​ ​ ​ ‍‌​ ‌ ​‍‌‌​ ​‍​ ​‍​‍‌‌​ ‌‌‌​‌​​‍ ‍‌‍​ ‌‍ ‌‍ ‍‌ ‌​‌‍‌‌‌‍ ‍‌ ‌​​‍‌‌​ ‌‌‌​​‍‌‌ ‌‍‍ ‌‍‌‌‌ ‍‌​‍‌‌​ ​ ‌​‌​​‍‌‌​ ​ ‌​‌​​‍‌‌​ ​‍​ ​‍‌‍‌‌​ ‍​​ ‌ ‌‍​‌‌‍​‍‌‍​ ​ ‌​​ ‌ ​ ‍​‌‍​ ‌‍‌​​ ‍‌​‍‌‌​ ​‍​ ​‍​‍‌‌​ ‌‌‌​‌​​‍ ‍‌‍​ ‌‍‍​‌‍‍‌‌‍ ​‌‍‌​‌ ​‍‌‍‌‌‌‍ ‍​‍‌‌​ ‌‌‌​​‍‌‌ ‌‍‍ ‌‍‌‌‌ ‍‌​‍‌‌​ ​ ‌​‌​​‍‌‌​ ​ ‌​‌​​‍‌‌​ ​‍​ ​‍​ ‌‍​ ​​‌‍​‌​ ​‍​ ​‍​ ‌‍​ ​ ​ ‍‌​ ‍‌‌‍‌​​ ​‌​ ‌ ​‍‌‌​ ​‍​ ​‍​‍‌‌​ ‌‌‌​‌​​‍ ‍‌ ‌​‌‍‌‌‌ ‍​‌ ‌​​ ‌‍​‍‌‍​‌‌ ​ ‌‍‌‌‌‌‌‌‌ ​‍‌‍ ​​ ‌​‍‌‌​ ​‍‌​‌‍‌ ​ ‌ ‌​‌ ‌‌‌‍‌​‌‍‍‌‌‍ ​‍‌‍‌‍‍‌‌‍‌​​ ‌​ ‌‌​ ‌​‌‍​‌​ ‌‍​ ‌ ​ ​‌‌‍‌​​ ​‍​‍ ‌​ ‍‌​ ‌‌​ ​‌‌‍‌‌​‍ ‌​ ‌​‌‍‌‍​ ​​‌‍‌‌​‍ ‌​ ‍‌​ ‌ ​ ‍‌​ ‌ ​‍ ‌​ ​‌‌‍‌‌​ ‍‌‌‍‌​‌‍​‌​ ​​​ ​​‌‍‌‌​ ‍​​ ‌​‌‍‌‌​ ‌​​‍‌‍‌ ‌​‌ ‍‌‌ ​​‌‍‌‌​ ‌‌ ​​‌ ​‍‌‍ ‌‍‍‍‌‍‌‌‌‍​ ‌ ‌​​‍‌‍‌ ​​‌‍​‌‌ ‌​‌‍‍​​ ‌‌‍​ ‌ ‌‌‌ ​ ‌ ‌​‌‍ ‌‍ ‌‌‌​ ‌‍‌‌‌‍​ ‌ ‌​‌‍‍‌‌‍ ‌‍ ‍‌ ​ ​‍‌‌​ ‌‌‌​​‍‌‌ ‌‍‍ ‌‍‌‌‌ ‍‌​‍‌‌​ ​ ‌​‌​​‍‌‌​ ​ ‌​‌​​‍‌‌​ ​‍​ ​‍​ ​‍‌‍‌‍​ ‍​‌‍‌‌​ ‌​​ ​ ​ ‌​‌‍‌‍​ ‌ ​ ​ ​ ‍‌​ ‌ ​‍‌‌​ ​‍​ ​‍​‍‌‌​ ‌‌‌​‌​​‍ ‍‌‍​ ‌‍ ‌‍ ‍‌ ‌​‌‍‌‌‌‍ ‍‌ ‌​​‍‌‌​ ‌‌‌​​‍‌‌ ‌‍‍ ‌‍‌‌‌ ‍‌​‍‌‌​ ​ ‌​‌​​‍‌‌​ ​ ‌​‌​​‍‌‌​ ​‍​ ​‍‌‍‌‌​ ‍​​ ‌ ‌‍​‌‌‍​‍‌‍​ ​ ‌​​ ‌ ​ ‍​‌‍​ ‌‍‌​​ ‍‌​‍‌‌​ ​‍​ ​‍​‍‌‌​ ‌‌‌​‌​​‍ ‍‌‍​ ‌‍‍​‌‍‍‌‌‍ ​‌‍‌​‌ ​‍‌‍‌‌‌‍ ‍​‍‌‌​ ‌‌‌​​‍‌‌ ‌‍‍ ‌‍‌‌‌ ‍‌​‍‌‌​ ​ ‌​‌​​‍‌‌​ ​ ‌​‌​​‍‌‌​ ​‍​ ​‍​ ‌‍​ ​​‌‍​‌​ ​‍​ ​‍​ ‌‍​ ​ ​ ‍‌​ ‍‌‌‍‌​​ ​‌​ ‌ ​‍‌‌​ ​‍​ ​‍​‍‌‌​ ‌‌‌​‌​​‍ ‍‌ ‌​‌‍‌‌‌ ‍​‌ ‌​​‍‌‍‌ ​​‌‍‌‌‌ ​‍‌ ​ ‌ ​​‌‍‌‌‌‍​ ‌ ‌​‌‍‍‌‌ ‌‍‌‍‌‌​ ‌‌ ​​‌ ‌‌‌‍​‍‌‍ ​‌‍‍‌‌ ​ ‌‍‍​‌‍‌‌‌‍‌​​‍​‍‌ ‌
Baseline assessment of local integration strategies​​​​‌ ‍ ​‍​‍‌‍ ‌ ​‍‌‍‍‌‌‍‌ ‌‍‍‌‌‍ ‍​‍​‍​ ‍‍​‍​‍‌ ​ ‌‍​‌‌‍ ‍‌‍‍‌‌ ‌​‌ ‍‌​‍ ‍‌‍‍‌‌‍ ​‍​‍​‍ ​​‍​‍‌‍‍​‌ ​‍‌‍‌‌‌‍‌‍​‍​‍​ ‍‍​‍​‍​‍ ‌ ​ ‌ ‌​‌ ‌‌‌‍‌​‌‍‍‌‌‍ ​‍ ‌‍‍‌‌‍ ‍‌ ‌​‌‍‌‌‌‍ ‍‌ ‌​​‍ ‌‍‌‌‌‍‌​‌‍‍‌‌ ‌​​‍ ‌‍ ‌‌‍ ‌‍‌​‌‍‌‌​ ‌‌ ​​‌ ​‍‌‍‌‌‌ ​ ‌‍‌‌‌‍ ‍‌ ‌​‌‍​‌‌ ‌​‌‍‍‌‌‍ ‌‍ ‍​ ‍ ‌‍‍‌‌‍‌​​ ‌​ ‌‌​ ‌​‌‍​‌​ ‌‍​ ‌ ​ ​‌‌‍‌​​ ​‍​‍ ‌​ ‍‌​ ‌‌​ ​‌‌‍‌‌​‍ ‌​ ‌​‌‍‌‍​ ​​‌‍‌‌​‍ ‌​ ‍‌​ ‌ ​ ‍‌​ ‌ ​‍ ‌​ ​‌‌‍‌‌​ ‍‌‌‍‌​‌‍​‌​ ​​​ ​​‌‍‌‌​ ‍​​ ‌​‌‍‌‌​ ‌​​ ‍ ‌ ‌​‌ ‍‌‌ ​​‌‍‌‌​ ‌‌ ​​‌ ​‍‌‍ ‌‍‍‍‌‍‌‌‌‍​ ‌ ‌​​ ‍ ‌ ​​‌‍​‌‌ ‌​‌‍‍​​ ‌‌‍​ ‌ ‌‌‌ ​ ‌ ‌​‌‍ ‌‍ ‌‌‌​ ‌‍‌‌‌‍​ ‌ ‌​‌‍‍‌‌‍ ‌‍ ‍‌ ​ ​‍‌‌​ ‌‌‌​​‍‌‌ ‌‍‍ ‌‍‌‌‌ ‍‌​‍‌‌​ ​ ‌​‌​​‍‌‌​ ​ ‌​‌​​‍‌‌​ ​‍​ ​‍​ ​‍‌‍‌‍​ ‍​‌‍‌‌​ ‌​​ ​ ​ ‌​‌‍‌‍​ ‌ ​ ​ ​ ‍‌​ ‌ ​‍‌‌​ ​‍​ ​‍​‍‌‌​ ‌‌‌​‌​​‍ ‍‌‍​ ‌‍ ‌‍ ‍‌ ‌​‌‍‌‌‌‍ ‍‌ ‌​​‍‌‌​ ‌‌‌​​‍‌‌ ‌‍‍ ‌‍‌‌‌ ‍‌​‍‌‌​ ​ ‌​‌​​‍‌‌​ ​ ‌​‌​​‍‌‌​ ​‍​ ​‍​ ‍​‌‍​ ‌‍​‌​ ‍​‌‍​‌‌‍‌‌‌‍‌‌​ ​​​ ‌‍‌‍​‌​ ‌‌‌‍‌​​‍‌‌​ ​‍​ ​‍​‍‌‌​ ‌‌‌​‌​​‍ ‍‌‍​ ‌‍‍​‌‍‍‌‌‍ ​‌‍‌​‌ ​‍‌‍‌‌‌‍ ‍​‍‌‌​ ‌‌‌​​‍‌‌ ‌‍‍ ‌‍‌‌‌ ‍‌​‍‌‌​ ​ ‌​‌​​‍‌‌​ ​ ‌​‌​​‍‌‌​ ​‍​ ​‍‌‍​ ‌‍‌​​ ‍‌​ ‍‌‌‍‌​‌‍‌​​ ‍​​ ‌‍​ ​​‌‍‌‌​ ‍​​ ‌‌​‍‌‌​ ​‍​ ​‍​‍‌‌​ ‌‌‌​‌​​‍ ‍‌ ‌​‌‍‌‌‌ ‍​‌ ‌​​ ‌‍​‍‌‍​‌‌ ​ ‌‍‌‌‌‌‌‌‌ ​‍‌‍ ​​ ‌​‍‌‌​ ​‍‌​‌‍‌ ​ ‌ ‌​‌ ‌‌‌‍‌​‌‍‍‌‌‍ ​‍‌‍‌‍‍‌‌‍‌​​ ‌​ ‌‌​ ‌​‌‍​‌​ ‌‍​ ‌ ​ ​‌‌‍‌​​ ​‍​‍ ‌​ ‍‌​ ‌‌​ ​‌‌‍‌‌​‍ ‌​ ‌​‌‍‌‍​ ​​‌‍‌‌​‍ ‌​ ‍‌​ ‌ ​ ‍‌​ ‌ ​‍ ‌​ ​‌‌‍‌‌​ ‍‌‌‍‌​‌‍​‌​ ​​​ ​​‌‍‌‌​ ‍​​ ‌​‌‍‌‌​ ‌​​‍‌‍‌ ‌​‌ ‍‌‌ ​​‌‍‌‌​ ‌‌ ​​‌ ​‍‌‍ ‌‍‍‍‌‍‌‌‌‍​ ‌ ‌​​‍‌‍‌ ​​‌‍​‌‌ ‌​‌‍‍​​ ‌‌‍​ ‌ ‌‌‌ ​ ‌ ‌​‌‍ ‌‍ ‌‌‌​ ‌‍‌‌‌‍​ ‌ ‌​‌‍‍‌‌‍ ‌‍ ‍‌ ​ ​‍‌‌​ ‌‌‌​​‍‌‌ ‌‍‍ ‌‍‌‌‌ ‍‌​‍‌‌​ ​ ‌​‌​​‍‌‌​ ​ ‌​‌​​‍‌‌​ ​‍​ ​‍​ ​‍‌‍‌‍​ ‍​‌‍‌‌​ ‌​​ ​ ​ ‌​‌‍‌‍​ ‌ ​ ​ ​ ‍‌​ ‌ ​‍‌‌​ ​‍​ ​‍​‍‌‌​ ‌‌‌​‌​​‍ ‍‌‍​ ‌‍ ‌‍ ‍‌ ‌​‌‍‌‌‌‍ ‍‌ ‌​​‍‌‌​ ‌‌‌​​‍‌‌ ‌‍‍ ‌‍‌‌‌ ‍‌​‍‌‌​ ​ ‌​‌​​‍‌‌​ ​ ‌​‌​​‍‌‌​ ​‍​ ​‍​ ‍​‌‍​ ‌‍​‌​ ‍​‌‍​‌‌‍‌‌‌‍‌‌​ ​​​ ‌‍‌‍​‌​ ‌‌‌‍‌​​‍‌‌​ ​‍​ ​‍​‍‌‌​ ‌‌‌​‌​​‍ ‍‌‍​ ‌‍‍​‌‍‍‌‌‍ ​‌‍‌​‌ ​‍‌‍‌‌‌‍ ‍​‍‌‌​ ‌‌‌​​‍‌‌ ‌‍‍ ‌‍‌‌‌ ‍‌​‍‌‌​ ​ ‌​‌​​‍‌‌​ ​ ‌​‌​​‍‌‌​ ​‍​ ​‍‌‍​ ‌‍‌​​ ‍‌​ ‍‌‌‍‌​‌‍‌​​ ‍​​ ‌‍​ ​​‌‍‌‌​ ‍​​ ‌‌​‍‌‌​ ​‍​ ​‍​‍‌‌​ ‌‌‌​‌​​‍ ‍‌ ‌​‌‍‌‌‌ ‍​‌ ‌​​‍‌‍‌ ​​‌‍‌‌‌ ​‍‌ ​ ‌ ​​‌‍‌‌‌‍​ ‌ ‌​‌‍‍‌‌ ‌‍‌‍‌‌​ ‌‌ ​​‌ ‌‌‌‍​‍‌‍ ​‌‍‍‌‌ ​ ‌‍‍​‌‍‌‌‌‍‌​​‍​‍‌ ‌
Cross-border cooperation and multistakeholder roundtables​​​​‌ ‍ ​‍​‍‌‍ ‌ ​‍‌‍‍‌‌‍‌ ‌‍‍‌‌‍ ‍​‍​‍​ ‍‍​‍​‍‌ ​ ‌‍​‌‌‍ ‍‌‍‍‌‌ ‌​‌ ‍‌​‍ ‍‌‍‍‌‌‍ ​‍​‍​‍ ​​‍​‍‌‍‍​‌ ​‍‌‍‌‌‌‍‌‍​‍​‍​ ‍‍​‍​‍​‍ ‌ ​ ‌ ‌​‌ ‌‌‌‍‌​‌‍‍‌‌‍ ​‍ ‌‍‍‌‌‍ ‍‌ ‌​‌‍‌‌‌‍ ‍‌ ‌​​‍ ‌‍‌‌‌‍‌​‌‍‍‌‌ ‌​​‍ ‌‍ ‌‌‍ ‌‍‌​‌‍‌‌​ ‌‌ ​​‌ ​‍‌‍‌‌‌ ​ ‌‍‌‌‌‍ ‍‌ ‌​‌‍​‌‌ ‌​‌‍‍‌‌‍ ‌‍ ‍​ ‍ ‌‍‍‌‌‍‌​​ ‌​ ‌‌​ ‌​‌‍​‌​ ‌‍​ ‌ ​ ​‌‌‍‌​​ ​‍​‍ ‌​ ‍‌​ ‌‌​ ​‌‌‍‌‌​‍ ‌​ ‌​‌‍‌‍​ ​​‌‍‌‌​‍ ‌​ ‍‌​ ‌ ​ ‍‌​ ‌ ​‍ ‌​ ​‌‌‍‌‌​ ‍‌‌‍‌​‌‍​‌​ ​​​ ​​‌‍‌‌​ ‍​​ ‌​‌‍‌‌​ ‌​​ ‍ ‌ ‌​‌ ‍‌‌ ​​‌‍‌‌​ ‌‌ ​​‌ ​‍‌‍ ‌‍‍‍‌‍‌‌‌‍​ ‌ ‌​​ ‍ ‌ ​​‌‍​‌‌ ‌​‌‍‍​​ ‌‌‍​ ‌ ‌‌‌ ​ ‌ ‌​‌‍ ‌‍ ‌‌‌​ ‌‍‌‌‌‍​ ‌ ‌​‌‍‍‌‌‍ ‌‍ ‍‌ ​ ​‍‌‌​ ‌‌‌​​‍‌‌ ‌‍‍ ‌‍‌‌‌ ‍‌​‍‌‌​ ​ ‌​‌​​‍‌‌​ ​ ‌​‌​​‍‌‌​ ​‍​ ​‍​ ​‍‌‍‌‍​ ‍​‌‍‌‌​ ‌​​ ​ ​ ‌​‌‍‌‍​ ‌ ​ ​ ​ ‍‌​ ‌ ​‍‌‌​ ​‍​ ​‍​‍‌‌​ ‌‌‌​‌​​‍ ‍‌‍​ ‌‍ ‌‍ ‍‌ ‌​‌‍‌‌‌‍ ‍‌ ‌​​‍‌‌​ ‌‌‌​​‍‌‌ ‌‍‍ ‌‍‌‌‌ ‍‌​‍‌‌​ ​ ‌​‌​​‍‌‌​ ​ ‌​‌​​‍‌‌​ ​‍​ ​‍​ ​ ​ ​ ​ ​‌​ ‌ ​ ​‍‌‍​‌​ ‌ ​ ‌‍​ ​‍‌‍​‌‌‍‌​​ ‌​​‍‌‌​ ​‍​ ​‍​‍‌‌​ ‌‌‌​‌​​‍ ‍‌‍​ ‌‍‍​‌‍‍‌‌‍ ​‌‍‌​‌ ​‍‌‍‌‌‌‍ ‍​‍‌‌​ ‌‌‌​​‍‌‌ ‌‍‍ ‌‍‌‌‌ ‍‌​‍‌‌​ ​ ‌​‌​​‍‌‌​ ​ ‌​‌​​‍‌‌​ ​‍​ ​‍​ ‌​‌‍‌‍​ ‌‍​ ‌‍​ ‌​​ ​‌‌‍​‍‌‍​‌‌‍‌​‌‍‌​​ ‍‌‌‍​‌​‍‌‌​ ​‍​ ​‍​‍‌‌​ ‌‌‌​‌​​‍ ‍‌ ‌​‌‍‌‌‌ ‍​‌ ‌​​ ‌‍​‍‌‍​‌‌ ​ ‌‍‌‌‌‌‌‌‌ ​‍‌‍ ​​ ‌​‍‌‌​ ​‍‌​‌‍‌ ​ ‌ ‌​‌ ‌‌‌‍‌​‌‍‍‌‌‍ ​‍‌‍‌‍‍‌‌‍‌​​ ‌​ ‌‌​ ‌​‌‍​‌​ ‌‍​ ‌ ​ ​‌‌‍‌​​ ​‍​‍ ‌​ ‍‌​ ‌‌​ ​‌‌‍‌‌​‍ ‌​ ‌​‌‍‌‍​ ​​‌‍‌‌​‍ ‌​ ‍‌​ ‌ ​ ‍‌​ ‌ ​‍ ‌​ ​‌‌‍‌‌​ ‍‌‌‍‌​‌‍​‌​ ​​​ ​​‌‍‌‌​ ‍​​ ‌​‌‍‌‌​ ‌​​‍‌‍‌ ‌​‌ ‍‌‌ ​​‌‍‌‌​ ‌‌ ​​‌ ​‍‌‍ ‌‍‍‍‌‍‌‌‌‍​ ‌ ‌​​‍‌‍‌ ​​‌‍​‌‌ ‌​‌‍‍​​ ‌‌‍​ ‌ ‌‌‌ ​ ‌ ‌​‌‍ ‌‍ ‌‌‌​ ‌‍‌‌‌‍​ ‌ ‌​‌‍‍‌‌‍ ‌‍ ‍‌ ​ ​‍‌‌​ ‌‌‌​​‍‌‌ ‌‍‍ ‌‍‌‌‌ ‍‌​‍‌‌​ ​ ‌​‌​​‍‌‌​ ​ ‌​‌​​‍‌‌​ ​‍​ ​‍​ ​‍‌‍‌‍​ ‍​‌‍‌‌​ ‌​​ ​ ​ ‌​‌‍‌‍​ ‌ ​ ​ ​ ‍‌​ ‌ ​‍‌‌​ ​‍​ ​‍​‍‌‌​ ‌‌‌​‌​​‍ ‍‌‍​ ‌‍ ‌‍ ‍‌ ‌​‌‍‌‌‌‍ ‍‌ ‌​​‍‌‌​ ‌‌‌​​‍‌‌ ‌‍‍ ‌‍‌‌‌ ‍‌​‍‌‌​ ​ ‌​‌​​‍‌‌​ ​ ‌​‌​​‍‌‌​ ​‍​ ​‍​ ​ ​ ​ ​ ​‌​ ‌ ​ ​‍‌‍​‌​ ‌ ​ ‌‍​ ​‍‌‍​‌‌‍‌​​ ‌​​‍‌‌​ ​‍​ ​‍​‍‌‌​ ‌‌‌​‌​​‍ ‍‌‍​ ‌‍‍​‌‍‍‌‌‍ ​‌‍‌​‌ ​‍‌‍‌‌‌‍ ‍​‍‌‌​ ‌‌‌​​‍‌‌ ‌‍‍ ‌‍‌‌‌ ‍‌​‍‌‌​ ​ ‌​‌​​‍‌‌​ ​ ‌​‌​​‍‌‌​ ​‍​ ​‍​ ‌​‌‍‌‍​ ‌‍​ ‌‍​ ‌​​ ​‌‌‍​‍‌‍​‌‌‍‌​‌‍‌​​ ‍‌‌‍​‌​‍‌‌​ ​‍​ ​‍​‍‌‌​ ‌‌‌​‌​​‍ ‍‌ ‌​‌‍‌‌‌ ‍​‌ ‌​​‍‌‍‌ ​​‌‍‌‌‌ ​‍‌ ​ ‌ ​​‌‍‌‌‌‍​ ‌ ‌​‌‍‍‌‌ ‌‍‌‍‌‌​ ‌‌ ​​‌ ‌‌‌‍​‍‌‍ ​‌‍‍‌‌ ​ ‌‍‍​‌‍‌‌‌‍‌​​‍​‍‌ ‌
Policy advocacy at local, national, and European levels​​​​‌ ‍ ​‍​‍‌‍ ‌ ​‍‌‍‍‌‌‍‌ ‌‍‍‌‌‍ ‍​‍​‍​ ‍‍​‍​‍‌ ​ ‌‍​‌‌‍ ‍‌‍‍‌‌ ‌​‌ ‍‌​‍ ‍‌‍‍‌‌‍ ​‍​‍​‍ ​​‍​‍‌‍‍​‌ ​‍‌‍‌‌‌‍‌‍​‍​‍​ ‍‍​‍​‍​‍ ‌ ​ ‌ ‌​‌ ‌‌‌‍‌​‌‍‍‌‌‍ ​‍ ‌‍‍‌‌‍ ‍‌ ‌​‌‍‌‌‌‍ ‍‌ ‌​​‍ ‌‍‌‌‌‍‌​‌‍‍‌‌ ‌​​‍ ‌‍ ‌‌‍ ‌‍‌​‌‍‌‌​ ‌‌ ​​‌ ​‍‌‍‌‌‌ ​ ‌‍‌‌‌‍ ‍‌ ‌​‌‍​‌‌ ‌​‌‍‍‌‌‍ ‌‍ ‍​ ‍ ‌‍‍‌‌‍‌​​ ‌​ ‌‌​ ‌​‌‍​‌​ ‌‍​ ‌ ​ ​‌‌‍‌​​ ​‍​‍ ‌​ ‍‌​ ‌‌​ ​‌‌‍‌‌​‍ ‌​ ‌​‌‍‌‍​ ​​‌‍‌‌​‍ ‌​ ‍‌​ ‌ ​ ‍‌​ ‌ ​‍ ‌​ ​‌‌‍‌‌​ ‍‌‌‍‌​‌‍​‌​ ​​​ ​​‌‍‌‌​ ‍​​ ‌​‌‍‌‌​ ‌​​ ‍ ‌ ‌​‌ ‍‌‌ ​​‌‍‌‌​ ‌‌ ​​‌ ​‍‌‍ ‌‍‍‍‌‍‌‌‌‍​ ‌ ‌​​ ‍ ‌ ​​‌‍​‌‌ ‌​‌‍‍​​ ‌‌‍​ ‌ ‌‌‌ ​ ‌ ‌​‌‍ ‌‍ ‌‌‌​ ‌‍‌‌‌‍​ ‌ ‌​‌‍‍‌‌‍ ‌‍ ‍‌ ​ ​‍‌‌​ ‌‌‌​​‍‌‌ ‌‍‍ ‌‍‌‌‌ ‍‌​‍‌‌​ ​ ‌​‌​​‍‌‌​ ​ ‌​‌​​‍‌‌​ ​‍​ ​‍​ ​‍‌‍‌‍​ ‍​‌‍‌‌​ ‌​​ ​ ​ ‌​‌‍‌‍​ ‌ ​ ​ ​ ‍‌​ ‌ ​‍‌‌​ ​‍​ ​‍​‍‌‌​ ‌‌‌​‌​​‍ ‍‌‍​ ‌‍ ‌‍ ‍‌ ‌​‌‍‌‌‌‍ ‍‌ ‌​​‍‌‌​ ‌‌‌​​‍‌‌ ‌‍‍ ‌‍‌‌‌ ‍‌​‍‌‌​ ​ ‌​‌​​‍‌‌​ ​ ‌​‌​​‍‌‌​ ​‍​ ​‍‌‍​‌‌‍​ ‌‍​ ‌‍​ ‌‍‌​​ ​ ​ ​‍‌‍‌‍​ ‍​​ ​ ‌‍​ ‌‍‌​​‍‌‌​ ​‍​ ​‍​‍‌‌​ ‌‌‌​‌​​‍ ‍‌‍​ ‌‍‍​‌‍‍‌‌‍ ​‌‍‌​‌ ​‍‌‍‌‌‌‍ ‍​‍‌‌​ ‌‌‌​​‍‌‌ ‌‍‍ ‌‍‌‌‌ ‍‌​‍‌‌​ ​ ‌​‌​​‍‌‌​ ​ ‌​‌​​‍‌‌​ ​‍​ ​‍‌‍‌‌​ ​‌​ ‌ ‌‍​‌‌‍‌‍​ ‌‌​ ‌ ​ ‌ ‌‍‌‌‌‍‌​​ ‍​​ ​​​‍‌‌​ ​‍​ ​‍​‍‌‌​ ‌‌‌​‌​​‍ ‍‌ ‌​‌‍‌‌‌ ‍​‌ ‌​​ ‌‍​‍‌‍​‌‌ ​ ‌‍‌‌‌‌‌‌‌ ​‍‌‍ ​​ ‌​‍‌‌​ ​‍‌​‌‍‌ ​ ‌ ‌​‌ ‌‌‌‍‌​‌‍‍‌‌‍ ​‍‌‍‌‍‍‌‌‍‌​​ ‌​ ‌‌​ ‌​‌‍​‌​ ‌‍​ ‌ ​ ​‌‌‍‌​​ ​‍​‍ ‌​ ‍‌​ ‌‌​ ​‌‌‍‌‌​‍ ‌​ ‌​‌‍‌‍​ ​​‌‍‌‌​‍ ‌​ ‍‌​ ‌ ​ ‍‌​ ‌ ​‍ ‌​ ​‌‌‍‌‌​ ‍‌‌‍‌​‌‍​‌​ ​​​ ​​‌‍‌‌​ ‍​​ ‌​‌‍‌‌​ ‌​​‍‌‍‌ ‌​‌ ‍‌‌ ​​‌‍‌‌​ ‌‌ ​​‌ ​‍‌‍ ‌‍‍‍‌‍‌‌‌‍​ ‌ ‌​​‍‌‍‌ ​​‌‍​‌‌ ‌​‌‍‍​​ ‌‌‍​ ‌ ‌‌‌ ​ ‌ ‌​‌‍ ‌‍ ‌‌‌​ ‌‍‌‌‌‍​ ‌ ‌​‌‍‍‌‌‍ ‌‍ ‍‌ ​ ​‍‌‌​ ‌‌‌​​‍‌‌ ‌‍‍ ‌‍‌‌‌ ‍‌​‍‌‌​ ​ ‌​‌​​‍‌‌​ ​ ‌​‌​​‍‌‌​ ​‍​ ​‍​ ​‍‌‍‌‍​ ‍​‌‍‌‌​ ‌​​ ​ ​ ‌​‌‍‌‍​ ‌ ​ ​ ​ ‍‌​ ‌ ​‍‌‌​ ​‍​ ​‍​‍‌‌​ ‌‌‌​‌​​‍ ‍‌‍​ ‌‍ ‌‍ ‍‌ ‌​‌‍‌‌‌‍ ‍‌ ‌​​‍‌‌​ ‌‌‌​​‍‌‌ ‌‍‍ ‌‍‌‌‌ ‍‌​‍‌‌​ ​ ‌​‌​​‍‌‌​ ​ ‌​‌​​‍‌‌​ ​‍​ ​‍‌‍​‌‌‍​ ‌‍​ ‌‍​ ‌‍‌​​ ​ ​ ​‍‌‍‌‍​ ‍​​ ​ ‌‍​ ‌‍‌​​‍‌‌​ ​‍​ ​‍​‍‌‌​ ‌‌‌​‌​​‍ ‍‌‍​ ‌‍‍​‌‍‍‌‌‍ ​‌‍‌​‌ ​‍‌‍‌‌‌‍ ‍​‍‌‌​ ‌‌‌​​‍‌‌ ‌‍‍ ‌‍‌‌‌ ‍‌​‍‌‌​ ​ ‌​‌​​‍‌‌​ ​ ‌​‌​​‍‌‌​ ​‍​ ​‍‌‍‌‌​ ​‌​ ‌ ‌‍​‌‌‍‌‍​ ‌‌​ ‌ ​ ‌ ‌‍‌‌‌‍‌​​ ‍​​ ​​​‍‌‌​ ​‍​ ​‍​‍‌‌​ ‌‌‌​‌​​‍ ‍‌ ‌​‌‍‌‌‌ ‍​‌ ‌​​‍‌‍‌ ​​‌‍‌‌‌ ​‍‌ ​ ‌ ​​‌‍‌‌‌‍​ ‌ ‌​‌‍‍‌‌ ‌‍‌‍‌‌​ ‌‌ ​​‌ ‌‌‌‍​‍‌‍ ​‌‍‍‌‌ ​ ‌‍‍​‌‍‌‌‌‍‌​​‍​‍‌ ‌
European Parliament policy roundtable in Brussels​​​​‌ ‍ ​‍​‍‌‍ ‌ ​‍‌‍‍‌‌‍‌ ‌‍‍‌‌‍ ‍​‍​‍​ ‍‍​‍​‍‌ ​ ‌‍​‌‌‍ ‍‌‍‍‌‌ ‌​‌ ‍‌​‍ ‍‌‍‍‌‌‍ ​‍​‍​‍ ​​‍​‍‌‍‍​‌ ​‍‌‍‌‌‌‍‌‍​‍​‍​ ‍‍​‍​‍​‍ ‌ ​ ‌ ‌​‌ ‌‌‌‍‌​‌‍‍‌‌‍ ​‍ ‌‍‍‌‌‍ ‍‌ ‌​‌‍‌‌‌‍ ‍‌ ‌​​‍ ‌‍‌‌‌‍‌​‌‍‍‌‌ ‌​​‍ ‌‍ ‌‌‍ ‌‍‌​‌‍‌‌​ ‌‌ ​​‌ ​‍‌‍‌‌‌ ​ ‌‍‌‌‌‍ ‍‌ ‌​‌‍​‌‌ ‌​‌‍‍‌‌‍ ‌‍ ‍​ ‍ ‌‍‍‌‌‍‌​​ ‌​ ‌‌​ ‌​‌‍​‌​ ‌‍​ ‌ ​ ​‌‌‍‌​​ ​‍​‍ ‌​ ‍‌​ ‌‌​ ​‌‌‍‌‌​‍ ‌​ ‌​‌‍‌‍​ ​​‌‍‌‌​‍ ‌​ ‍‌​ ‌ ​ ‍‌​ ‌ ​‍ ‌​ ​‌‌‍‌‌​ ‍‌‌‍‌​‌‍​‌​ ​​​ ​​‌‍‌‌​ ‍​​ ‌​‌‍‌‌​ ‌​​ ‍ ‌ ‌​‌ ‍‌‌ ​​‌‍‌‌​ ‌‌ ​​‌ ​‍‌‍ ‌‍‍‍‌‍‌‌‌‍​ ‌ ‌​​ ‍ ‌ ​​‌‍​‌‌ ‌​‌‍‍​​ ‌‌‍​ ‌ ‌‌‌ ​ ‌ ‌​‌‍ ‌‍ ‌‌‌​ ‌‍‌‌‌‍​ ‌ ‌​‌‍‍‌‌‍ ‌‍ ‍‌ ​ ​‍‌‌​ ‌‌‌​​‍‌‌ ‌‍‍ ‌‍‌‌‌ ‍‌​‍‌‌​ ​ ‌​‌​​‍‌‌​ ​ ‌​‌​​‍‌‌​ ​‍​ ​‍​ ​‍‌‍‌‍​ ‍​‌‍‌‌​ ‌​​ ​ ​ ‌​‌‍‌‍​ ‌ ​ ​ ​ ‍‌​ ‌ ​‍‌‌​ ​‍​ ​‍​‍‌‌​ ‌‌‌​‌​​‍ ‍‌‍​ ‌‍ ‌‍ ‍‌ ‌​‌‍‌‌‌‍ ‍‌ ‌​​‍‌‌​ ‌‌‌​​‍‌‌ ‌‍‍ ‌‍‌‌‌ ‍‌​‍‌‌​ ​ ‌​‌​​‍‌‌​ ​ ‌​‌​​‍‌‌​ ​‍​ ​‍​ ‌‌​ ​‍‌‍​ ​ ‌​​ ​‌‌‍​‍‌‍‌‍‌‍​‍‌‍‌‌​ ‍‌​ ​‍‌‍​‌​‍‌‌​ ​‍​ ​‍​‍‌‌​ ‌‌‌​‌​​‍ ‍‌‍​ ‌‍‍​‌‍‍‌‌‍ ​‌‍‌​‌ ​‍‌‍‌‌‌‍ ‍​‍‌‌​ ‌‌‌​​‍‌‌ ‌‍‍ ‌‍‌‌‌ ‍‌​‍‌‌​ ​ ‌​‌​​‍‌‌​ ​ ‌​‌​​‍‌‌​ ​‍​ ​‍‌‍‌‍​ ​ ​ ‌‍‌‍​ ​ ‌‌​ ​​​ ‍‌​ ‍​‌‍‌‍​ ‌‍​ ‍‌​ ‌ ​‍‌‌​ ​‍​ ​‍​‍‌‌​ ‌‌‌​‌​​‍ ‍‌ ‌​‌‍‌‌‌ ‍​‌ ‌​​ ‌‍​‍‌‍​‌‌ ​ ‌‍‌‌‌‌‌‌‌ ​‍‌‍ ​​ ‌​‍‌‌​ ​‍‌​‌‍‌ ​ ‌ ‌​‌ ‌‌‌‍‌​‌‍‍‌‌‍ ​‍‌‍‌‍‍‌‌‍‌​​ ‌​ ‌‌​ ‌​‌‍​‌​ ‌‍​ ‌ ​ ​‌‌‍‌​​ ​‍​‍ ‌​ ‍‌​ ‌‌​ ​‌‌‍‌‌​‍ ‌​ ‌​‌‍‌‍​ ​​‌‍‌‌​‍ ‌​ ‍‌​ ‌ ​ ‍‌​ ‌ ​‍ ‌​ ​‌‌‍‌‌​ ‍‌‌‍‌​‌‍​‌​ ​​​ ​​‌‍‌‌​ ‍​​ ‌​‌‍‌‌​ ‌​​‍‌‍‌ ‌​‌ ‍‌‌ ​​‌‍‌‌​ ‌‌ ​​‌ ​‍‌‍ ‌‍‍‍‌‍‌‌‌‍​ ‌ ‌​​‍‌‍‌ ​​‌‍​‌‌ ‌​‌‍‍​​ ‌‌‍​ ‌ ‌‌‌ ​ ‌ ‌​‌‍ ‌‍ ‌‌‌​ ‌‍‌‌‌‍​ ‌ ‌​‌‍‍‌‌‍ ‌‍ ‍‌ ​ ​‍‌‌​ ‌‌‌​​‍‌‌ ‌‍‍ ‌‍‌‌‌ ‍‌​‍‌‌​ ​ ‌​‌​​‍‌‌​ ​ ‌​‌​​‍‌‌​ ​‍​ ​‍​ ​‍‌‍‌‍​ ‍​‌‍‌‌​ ‌​​ ​ ​ ‌​‌‍‌‍​ ‌ ​ ​ ​ ‍‌​ ‌ ​‍‌‌​ ​‍​ ​‍​‍‌‌​ ‌‌‌​‌​​‍ ‍‌‍​ ‌‍ ‌‍ ‍‌ ‌​‌‍‌‌‌‍ ‍‌ ‌​​‍‌‌​ ‌‌‌​​‍‌‌ ‌‍‍ ‌‍‌‌‌ ‍‌​‍‌‌​ ​ ‌​‌​​‍‌‌​ ​ ‌​‌​​‍‌‌​ ​‍​ ​‍​ ‌‌​ ​‍‌‍​ ​ ‌​​ ​‌‌‍​‍‌‍‌‍‌‍​‍‌‍‌‌​ ‍‌​ ​‍‌‍​‌​‍‌‌​ ​‍​ ​‍​‍‌‌​ ‌‌‌​‌​​‍ ‍‌‍​ ‌‍‍​‌‍‍‌‌‍ ​‌‍‌​‌ ​‍‌‍‌‌‌‍ ‍​‍‌‌​ ‌‌‌​​‍‌‌ ‌‍‍ ‌‍‌‌‌ ‍‌​‍‌‌​ ​ ‌​‌​​‍‌‌​ ​ ‌​‌​​‍‌‌​ ​‍​ ​‍‌‍‌‍​ ​ ​ ‌‍‌‍​ ​ ‌‌​ ​​​ ‍‌​ ‍​‌‍‌‍​ ‌‍​ ‍‌​ ‌ ​‍‌‌​ ​‍​ ​‍​‍‌‌​ ‌‌‌​‌​​‍ ‍‌ ‌​‌‍‌‌‌ ‍​‌ ‌​​‍‌‍‌ ​​‌‍‌‌‌ ​‍‌ ​ ‌ ​​‌‍‌‌‌‍​ ‌ ‌​‌‍‍‌‌ ‌‍‌‍‌‌​ ‌‌ ​​‌ ‌‌‌‍​‍‌‍ ​‌‍‍‌‌ ​ ‌‍‍​‌‍‌‌‌‍‌​​‍​‍‌ ‌
Project Outcomes &
Impact​​​​‌ ‍ ​‍​‍‌‍ ‌ ​‍‌‍‍‌‌‍‌ ‌‍‍‌‌‍ ‍​‍​‍​ ‍‍​‍​‍‌ ​ ‌‍​‌‌‍ ‍‌‍‍‌‌ ‌​‌ ‍‌​‍ ‍‌‍‍‌‌‍ ​‍​‍​‍ ​​‍​‍‌‍‍​‌ ​‍‌‍‌‌‌‍‌‍​‍​‍​ ‍‍​‍​‍​‍ ‌ ​ ‌ ‌​‌ ‌‌‌‍‌​‌‍‍‌‌‍ ​‍ ‌‍‍‌‌‍ ‍‌ ‌​‌‍‌‌‌‍ ‍‌ ‌​​‍ ‌‍‌‌‌‍‌​‌‍‍‌‌ ‌​​‍ ‌‍ ‌‌‍ ‌‍‌​‌‍‌‌​ ‌‌ ​​‌ ​‍‌‍‌‌‌ ​ ‌‍‌‌‌‍ ‍‌ ‌​‌‍​‌‌ ‌​‌‍‍‌‌‍ ‌‍ ‍​ ‍ ‌‍‍‌‌‍‌​​ ‌​ ‌‌​ ‌​‌‍​‌​ ‌‍​ ‌ ​ ​‌‌‍‌​​ ​‍​‍ ‌​ ‍‌​ ‌‌​ ​‌‌‍‌‌​‍ ‌​ ‌​‌‍‌‍​ ​​‌‍‌‌​‍ ‌​ ‍‌​ ‌ ​ ‍‌​ ‌ ​‍ ‌​ ​‌‌‍‌‌​ ‍‌‌‍‌​‌‍​‌​ ​​​ ​​‌‍‌‌​ ‍​​ ‌​‌‍‌‌​ ‌​​ ‍ ‌ ‌​‌ ‍‌‌ ​​‌‍‌‌​ ‌‌ ​​‌ ​‍‌‍ ‌‍‍‍‌‍‌‌‌‍​ ‌ ‌​​ ‍ ‌ ​​‌‍​‌‌ ‌​‌‍‍​​ ‌‌‍​ ‌ ‌‌‌ ​ ‌ ‌​‌‍ ‌‍ ‌‌‌​ ‌‍‌‌‌‍​ ‌ ‌​‌‍‍‌‌‍ ‌‍ ‍‌ ​ ​‍‌‌​ ‌‌‌​​‍‌‌ ‌‍‍ ‌‍‌‌‌ ‍‌​‍‌‌​ ​ ‌​‌​​‍‌‌​ ​ ‌​‌​​‍‌‌​ ​‍​ ​‍‌‍‌​​ ‌‌​ ‌‌​ ​‌​ ​‍​ ‌‍​ ‌‌‌‍‌‍‌‍‌‍​ ‌​‌‍​‍​ ​‍​‍‌‌​ ​‍​ ​‍​‍‌‌​ ‌‌‌​‌​​‍ ‍‌ ‌​‌‍‍‌‌ ‌​‌‍ ​‌‍‌‌​ ‌‍​‍‌‍​‌‌ ​ ‌‍‌‌‌‌‌‌‌ ​‍‌‍ ​​ ‌​‍‌‌​ ​‍‌​‌‍‌ ​ ‌ ‌​‌ ‌‌‌‍‌​‌‍‍‌‌‍ ​‍‌‍‌‍‍‌‌‍‌​​ ‌​ ‌‌​ ‌​‌‍​‌​ ‌‍​ ‌ ​ ​‌‌‍‌​​ ​‍​‍ ‌​ ‍‌​ ‌‌​ ​‌‌‍‌‌​‍ ‌​ ‌​‌‍‌‍​ ​​‌‍‌‌​‍ ‌​ ‍‌​ ‌ ​ ‍‌​ ‌ ​‍ ‌​ ​‌‌‍‌‌​ ‍‌‌‍‌​‌‍​‌​ ​​​ ​​‌‍‌‌​ ‍​​ ‌​‌‍‌‌​ ‌​​‍‌‍‌ ‌​‌ ‍‌‌ ​​‌‍‌‌​ ‌‌ ​​‌ ​‍‌‍ ‌‍‍‍‌‍‌‌‌‍​ ‌ ‌​​‍‌‍‌ ​​‌‍​‌‌ ‌​‌‍‍​​ ‌‌‍​ ‌ ‌‌‌ ​ ‌ ‌​‌‍ ‌‍ ‌‌‌​ ‌‍‌‌‌‍​ ‌ ‌​‌‍‍‌‌‍ ‌‍ ‍‌ ​ ​‍‌‌​ ‌‌‌​​‍‌‌ ‌‍‍ ‌‍‌‌‌ ‍‌​‍‌‌​ ​ ‌​‌​​‍‌‌​ ​ ‌​‌​​‍‌‌​ ​‍​ ​‍‌‍‌​​ ‌‌​ ‌‌​ ​‌​ ​‍​ ‌‍​ ‌‌‌‍‌‍‌‍‌‍​ ‌​‌‍​‍​ ​‍​‍‌‌​ ​‍​ ​‍​‍‌‌​ ‌‌‌​‌​​‍ ‍‌ ‌​‌‍‍‌‌ ‌​‌‍ ​‌‍‌‌​‍‌‍‌ ​​‌‍‌‌‌ ​‍‌ ​ ‌ ​​‌‍‌‌‌‍​ ‌ ‌​‌‍‍‌‌ ‌‍‌‍‌‌​ ‌‌ ​​‌ ‌‌‌‍​‍‌‍ ​‌‍‍‌‌ ​ ‌‍‍​‌‍‌‌‌‍‌​​‍​‍‌ ‌
The EC action plan on integration and inclusion 2021- 2027 recites:​​​​‌ ‍ ​‍​‍‌‍ ‌ ​‍‌‍‍‌‌‍‌ ‌‍‍‌‌‍ ‍​‍​‍​ ‍‍​‍​‍‌ ​ ‌‍​‌‌‍ ‍‌‍‍‌‌ ‌​‌ ‍‌​‍ ‍‌‍‍‌‌‍ ​‍​‍​‍ ​​‍​‍‌‍‍​‌ ​‍‌‍‌‌‌‍‌‍​‍​‍​ ‍‍​‍​‍​‍ ‌ ​ ‌ ‌​‌ ‌‌‌‍‌​‌‍‍‌‌‍ ​‍ ‌‍‍‌‌‍ ‍‌ ‌​‌‍‌‌‌‍ ‍‌ ‌​​‍ ‌‍‌‌‌‍‌​‌‍‍‌‌ ‌​​‍ ‌‍ ‌‌‍ ‌‍‌​‌‍‌‌​ ‌‌ ​​‌ ​‍‌‍‌‌‌ ​ ‌‍‌‌‌‍ ‍‌ ‌​‌‍​‌‌ ‌​‌‍‍‌‌‍ ‌‍ ‍​ ‍ ‌‍‍‌‌‍‌​​ ‌​ ‌‌​ ‌​‌‍​‌​ ‌‍​ ‌ ​ ​‌‌‍‌​​ ​‍​‍ ‌​ ‍‌​ ‌‌​ ​‌‌‍‌‌​‍ ‌​ ‌​‌‍‌‍​ ​​‌‍‌‌​‍ ‌​ ‍‌​ ‌ ​ ‍‌​ ‌ ​‍ ‌​ ​‌‌‍‌‌​ ‍‌‌‍‌​‌‍​‌​ ​​​ ​​‌‍‌‌​ ‍​​ ‌​‌‍‌‌​ ‌​​ ‍ ‌ ‌​‌ ‍‌‌ ​​‌‍‌‌​ ‌‌ ​​‌ ​‍‌‍ ‌‍‍‍‌‍‌‌‌‍​ ‌ ‌​​ ‍ ‌ ​​‌‍​‌‌ ‌​‌‍‍​​ ‌‌‍​ ‌ ‌‌‌ ​ ‌ ‌​‌‍ ‌‍ ‌‌‌​ ‌‍‌‌‌‍​ ‌ ‌​‌‍‍‌‌‍ ‌‍ ‍‌ ​ ​‍‌‌​ ‌‌‌​​‍‌‌ ‌‍‍ ‌‍‌‌‌ ‍‌​‍‌‌​ ​ ‌​‌​​‍‌‌​ ​ ‌​‌​​‍‌‌​ ​‍​ ​‍‌‍‌​​ ‌‌​ ‌‌​ ​‌​ ​‍​ ‌‍​ ‌‌‌‍‌‍‌‍‌‍​ ‌​‌‍​‍​ ​‍​‍‌‌​ ​‍​ ​‍​‍‌‌​ ‌‌‌​‌​​‍ ‍‌‍​ ‌‍ ‌‍ ‍‌ ‌​‌‍‌‌‌‍ ‍‌ ‌​​‍‌‌​ ‌‌‌​​‍‌‌ ‌‍‍ ‌‍‌‌‌ ‍‌​‍‌‌​ ​ ‌​‌​​‍‌‌​ ​ ‌​‌​​‍‌‌​ ​‍​ ​‍‌‍​ ‌‍‌‍‌‍​ ‌‍​‍​ ‌​​ ‌ ​ ​‍​ ​​​ ‌‌‌‍‌‌‌‍​‌​ ‍​​‍‌‌​ ​‍​ ​‍​‍‌‌​ ‌‌‌​‌​​‍ ‍‌‍​ ‌‍‍​‌‍‍‌‌‍ ​‌‍‌​‌ ​‍‌‍‌‌‌‍ ‍​‍‌‌​ ‌‌‌​​‍‌‌ ‌‍‍ ‌‍‌‌‌ ‍‌​‍‌‌​ ​ ‌​‌​​‍‌‌​ ​ ‌​‌​​‍‌‌​ ​‍​ ​‍‌‍‌‍​ ​ ​ ​​​ ​‍‌‍‌‍​ ​​‌‍​‌​ ​‍​ ​‌​ ‌ ​ ​ ‌‍​‍​‍‌‌​ ​‍​ ​‍​‍‌‌​ ‌‌‌​‌​​‍ ‍‌ ‌​‌‍‌‌‌ ‍​‌ ‌​​ ‌‍​‍‌‍​‌‌ ​ ‌‍‌‌‌‌‌‌‌ ​‍‌‍ ​​ ‌​‍‌‌​ ​‍‌​‌‍‌ ​ ‌ ‌​‌ ‌‌‌‍‌​‌‍‍‌‌‍ ​‍‌‍‌‍‍‌‌‍‌​​ ‌​ ‌‌​ ‌​‌‍​‌​ ‌‍​ ‌ ​ ​‌‌‍‌​​ ​‍​‍ ‌​ ‍‌​ ‌‌​ ​‌‌‍‌‌​‍ ‌​ ‌​‌‍‌‍​ ​​‌‍‌‌​‍ ‌​ ‍‌​ ‌ ​ ‍‌​ ‌ ​‍ ‌​ ​‌‌‍‌‌​ ‍‌‌‍‌​‌‍​‌​ ​​​ ​​‌‍‌‌​ ‍​​ ‌​‌‍‌‌​ ‌​​‍‌‍‌ ‌​‌ ‍‌‌ ​​‌‍‌‌​ ‌‌ ​​‌ ​‍‌‍ ‌‍‍‍‌‍‌‌‌‍​ ‌ ‌​​‍‌‍‌ ​​‌‍​‌‌ ‌​‌‍‍​​ ‌‌‍​ ‌ ‌‌‌ ​ ‌ ‌​‌‍ ‌‍ ‌‌‌​ ‌‍‌‌‌‍​ ‌ ‌​‌‍‍‌‌‍ ‌‍ ‍‌ ​ ​‍‌‌​ ‌‌‌​​‍‌‌ ‌‍‍ ‌‍‌‌‌ ‍‌​‍‌‌​ ​ ‌​‌​​‍‌‌​ ​ ‌​‌​​‍‌‌​ ​‍​ ​‍‌‍‌​​ ‌‌​ ‌‌​ ​‌​ ​‍​ ‌‍​ ‌‌‌‍‌‍‌‍‌‍​ ‌​‌‍​‍​ ​‍​‍‌‌​ ​‍​ ​‍​‍‌‌​ ‌‌‌​‌​​‍ ‍‌‍​ ‌‍ ‌‍ ‍‌ ‌​‌‍‌‌‌‍ ‍‌ ‌​​‍‌‌​ ‌‌‌​​‍‌‌ ‌‍‍ ‌‍‌‌‌ ‍‌​‍‌‌​ ​ ‌​‌​​‍‌‌​ ​ ‌​‌​​‍‌‌​ ​‍​ ​‍‌‍​ ‌‍‌‍‌‍​ ‌‍​‍​ ‌​​ ‌ ​ ​‍​ ​​​ ‌‌‌‍‌‌‌‍​‌​ ‍​​‍‌‌​ ​‍​ ​‍​‍‌‌​ ‌‌‌​‌​​‍ ‍‌‍​ ‌‍‍​‌‍‍‌‌‍ ​‌‍‌​‌ ​‍‌‍‌‌‌‍ ‍​‍‌‌​ ‌‌‌​​‍‌‌ ‌‍‍ ‌‍‌‌‌ ‍‌​‍‌‌​ ​ ‌​‌​​‍‌‌​ ​ ‌​‌​​‍‌‌​ ​‍​ ​‍‌‍‌‍​ ​ ​ ​​​ ​‍‌‍‌‍​ ​​‌‍​‌​ ​‍​ ​‌​ ‌ ​ ​ ‌‍​‍​‍‌‌​ ​‍​ ​‍​‍‌‌​ ‌‌‌​‌​​‍ ‍‌ ‌​‌‍‌‌‌ ‍​‌ ‌​​‍‌‍‌ ​​‌‍‌‌‌ ​‍‌ ​ ‌ ​​‌‍‌‌‌‍​ ‌ ‌​‌‍‍‌‌ ‌‍‌‍‌‌​ ‌‌ ​​‌ ‌‌‌‍​‍‌‍ ​‌‍‍‌‌ ​ ‌‍‍​‌‍‌‌‌‍‌​​‍​‍‌ ‌
Developing welcoming, diverse and inclusive societies (…) needs the engagement of both migrants and the receiving society. Including
migrants and EU citizens with a migrant background as well as promoting their active participation in consultative and decision-making
processes can help empower them and ensure that integration and inclusion policies are more effective and reflect real needs.​​​​‌ ‍ ​‍​‍‌‍ ‌ ​‍‌‍‍‌‌‍‌ ‌‍‍‌‌‍ ‍​‍​‍​ ‍‍​‍​‍‌ ​ ‌‍​‌‌‍ ‍‌‍‍‌‌ ‌​‌ ‍‌​‍ ‍‌‍‍‌‌‍ ​‍​‍​‍ ​​‍​‍‌‍‍​‌ ​‍‌‍‌‌‌‍‌‍​‍​‍​ ‍‍​‍​‍​‍ ‌ ​ ‌ ‌​‌ ‌‌‌‍‌​‌‍‍‌‌‍ ​‍ ‌‍‍‌‌‍ ‍‌ ‌​‌‍‌‌‌‍ ‍‌ ‌​​‍ ‌‍‌‌‌‍‌​‌‍‍‌‌ ‌​​‍ ‌‍ ‌‌‍ ‌‍‌​‌‍‌‌​ ‌‌ ​​‌ ​‍‌‍‌‌‌ ​ ‌‍‌‌‌‍ ‍‌ ‌​‌‍​‌‌ ‌​‌‍‍‌‌‍ ‌‍ ‍​ ‍ ‌‍‍‌‌‍‌​​ ‌​ ‌‌​ ‌​‌‍​‌​ ‌‍​ ‌ ​ ​‌‌‍‌​​ ​‍​‍ ‌​ ‍‌​ ‌‌​ ​‌‌‍‌‌​‍ ‌​ ‌​‌‍‌‍​ ​​‌‍‌‌​‍ ‌​ ‍‌​ ‌ ​ ‍‌​ ‌ ​‍ ‌​ ​‌‌‍‌‌​ ‍‌‌‍‌​‌‍​‌​ ​​​ ​​‌‍‌‌​ ‍​​ ‌​‌‍‌‌​ ‌​​ ‍ ‌ ‌​‌ ‍‌‌ ​​‌‍‌‌​ ‌‌ ​​‌ ​‍‌‍ ‌‍‍‍‌‍‌‌‌‍​ ‌ ‌​​ ‍ ‌ ​​‌‍​‌‌ ‌​‌‍‍​​ ‌‌‍​ ‌ ‌‌‌ ​ ‌ ‌​‌‍ ‌‍ ‌‌‌​ ‌‍‌‌‌‍​ ‌ ‌​‌‍‍‌‌‍ ‌‍ ‍‌ ​ ​‍‌‌​ ‌‌‌​​‍‌‌ ‌‍‍ ‌‍‌‌‌ ‍‌​‍‌‌​ ​ ‌​‌​​‍‌‌​ ​ ‌​‌​​‍‌‌​ ​‍​ ​‍‌‍‌​​ ‌‌​ ‌‌​ ​‌​ ​‍​ ‌‍​ ‌‌‌‍‌‍‌‍‌‍​ ‌​‌‍​‍​ ​‍​‍‌‌​ ​‍​ ​‍​‍‌‌​ ‌‌‌​‌​​‍ ‍‌‍​ ‌‍ ‌‍ ‍‌ ‌​‌‍‌‌‌‍ ‍‌ ‌​​‍‌‌​ ‌‌‌​​‍‌‌ ‌‍‍ ‌‍‌‌‌ ‍‌​‍‌‌​ ​ ‌​‌​​‍‌‌​ ​ ‌​‌​​‍‌‌​ ​‍​ ​‍​ ‌​​ ‌​‌‍​‍‌‍‌‍‌‍‌‍‌‍‌‌‌‍‌​​ ‌‌‌‍​ ‌‍​ ​ ‍​​ ‍​​‍‌‌​ ​‍​ ​‍​‍‌‌​ ‌‌‌​‌​​‍ ‍‌‍​ ‌‍‍​‌‍‍‌‌‍ ​‌‍‌​‌ ​‍‌‍‌‌‌‍ ‍​‍‌‌​ ‌‌‌​​‍‌‌ ‌‍‍ ‌‍‌‌‌ ‍‌​‍‌‌​ ​ ‌​‌​​‍‌‌​ ​ ‌​‌​​‍‌‌​ ​‍​ ​‍​ ‍‌‌‍‌‌‌‍​‌​ ‌‍​ ‍​​ ‌​​ ‌​​ ‌‌‌‍​‌​ ‌‍‌‍‌​‌‍‌‌​‍‌‌​ ​‍​ ​‍​‍‌‌​ ‌‌‌​‌​​‍ ‍‌ ‌​‌‍‌‌‌ ‍​‌ ‌​​ ‌‍​‍‌‍​‌‌ ​ ‌‍‌‌‌‌‌‌‌ ​‍‌‍ ​​ ‌​‍‌‌​ ​‍‌​‌‍‌ ​ ‌ ‌​‌ ‌‌‌‍‌​‌‍‍‌‌‍ ​‍‌‍‌‍‍‌‌‍‌​​ ‌​ ‌‌​ ‌​‌‍​‌​ ‌‍​ ‌ ​ ​‌‌‍‌​​ ​‍​‍ ‌​ ‍‌​ ‌‌​ ​‌‌‍‌‌​‍ ‌​ ‌​‌‍‌‍​ ​​‌‍‌‌​‍ ‌​ ‍‌​ ‌ ​ ‍‌​ ‌ ​‍ ‌​ ​‌‌‍‌‌​ ‍‌‌‍‌​‌‍​‌​ ​​​ ​​‌‍‌‌​ ‍​​ ‌​‌‍‌‌​ ‌​​‍‌‍‌ ‌​‌ ‍‌‌ ​​‌‍‌‌​ ‌‌ ​​‌ ​‍‌‍ ‌‍‍‍‌‍‌‌‌‍​ ‌ ‌​​‍‌‍‌ ​​‌‍​‌‌ ‌​‌‍‍​​ ‌‌‍​ ‌ ‌‌‌ ​ ‌ ‌​‌‍ ‌‍ ‌‌‌​ ‌‍‌‌‌‍​ ‌ ‌​‌‍‍‌‌‍ ‌‍ ‍‌ ​ ​‍‌‌​ ‌‌‌​​‍‌‌ ‌‍‍ ‌‍‌‌‌ ‍‌​‍‌‌​ ​ ‌​‌​​‍‌‌​ ​ ‌​‌​​‍‌‌​ ​‍​ ​‍‌‍‌​​ ‌‌​ ‌‌​ ​‌​ ​‍​ ‌‍​ ‌‌‌‍‌‍‌‍‌‍​ ‌​‌‍​‍​ ​‍​‍‌‌​ ​‍​ ​‍​‍‌‌​ ‌‌‌​‌​​‍ ‍‌‍​ ‌‍ ‌‍ ‍‌ ‌​‌‍‌‌‌‍ ‍‌ ‌​​‍‌‌​ ‌‌‌​​‍‌‌ ‌‍‍ ‌‍‌‌‌ ‍‌​‍‌‌​ ​ ‌​‌​​‍‌‌​ ​ ‌​‌​​‍‌‌​ ​‍​ ​‍​ ‌​​ ‌​‌‍​‍‌‍‌‍‌‍‌‍‌‍‌‌‌‍‌​​ ‌‌‌‍​ ‌‍​ ​ ‍​​ ‍​​‍‌‌​ ​‍​ ​‍​‍‌‌​ ‌‌‌​‌​​‍ ‍‌‍​ ‌‍‍​‌‍‍‌‌‍ ​‌‍‌​‌ ​‍‌‍‌‌‌‍ ‍​‍‌‌​ ‌‌‌​​‍‌‌ ‌‍‍ ‌‍‌‌‌ ‍‌​‍‌‌​ ​ ‌​‌​​‍‌‌​ ​ ‌​‌​​‍‌‌​ ​‍​ ​‍​ ‍‌‌‍‌‌‌‍​‌​ ‌‍​ ‍​​ ‌​​ ‌​​ ‌‌‌‍​‌​ ‌‍‌‍‌​‌‍‌‌​‍‌‌​ ​‍​ ​‍​‍‌‌​ ‌‌‌​‌​​‍ ‍‌ ‌​‌‍‌‌‌ ‍​‌ ‌​​‍‌‍‌ ​​‌‍‌‌‌ ​‍‌ ​ ‌ ​​‌‍‌‌‌‍​ ‌ ‌​‌‍‍‌‌ ‌‍‌‍‌‌​ ‌‌ ​​‌ ‌‌‌‍​‍‌‍ ​‌‍‍‌‌ ​ ‌‍‍​‌‍‌‌‌‍‌​​‍​‍‌ ‌
Institutionalization of sustainable participation mechanisms like migrant councils​​​​‌ ‍ ​‍​‍‌‍ ‌ ​‍‌‍‍‌‌‍‌ ‌‍‍‌‌‍ ‍​‍​‍​ ‍‍​‍​‍‌ ​ ‌‍​‌‌‍ ‍‌‍‍‌‌ ‌​‌ ‍‌​‍ ‍‌‍‍‌‌‍ ​‍​‍​‍ ​​‍​‍‌‍‍​‌ ​‍‌‍‌‌‌‍‌‍​‍​‍​ ‍‍​‍​‍​‍ ‌ ​ ‌ ‌​‌ ‌‌‌‍‌​‌‍‍‌‌‍ ​‍ ‌‍‍‌‌‍ ‍‌ ‌​‌‍‌‌‌‍ ‍‌ ‌​​‍ ‌‍‌‌‌‍‌​‌‍‍‌‌ ‌​​‍ ‌‍ ‌‌‍ ‌‍‌​‌‍‌‌​ ‌‌ ​​‌ ​‍‌‍‌‌‌ ​ ‌‍‌‌‌‍ ‍‌ ‌​‌‍​‌‌ ‌​‌‍‍‌‌‍ ‌‍ ‍​ ‍ ‌‍‍‌‌‍‌​​ ‌​ ‌‌​ ‌​‌‍​‌​ ‌‍​ ‌ ​ ​‌‌‍‌​​ ​‍​‍ ‌​ ‍‌​ ‌‌​ ​‌‌‍‌‌​‍ ‌​ ‌​‌‍‌‍​ ​​‌‍‌‌​‍ ‌​ ‍‌​ ‌ ​ ‍‌​ ‌ ​‍ ‌​ ​‌‌‍‌‌​ ‍‌‌‍‌​‌‍​‌​ ​​​ ​​‌‍‌‌​ ‍​​ ‌​‌‍‌‌​ ‌​​ ‍ ‌ ‌​‌ ‍‌‌ ​​‌‍‌‌​ ‌‌ ​​‌ ​‍‌‍ ‌‍‍‍‌‍‌‌‌‍​ ‌ ‌​​ ‍ ‌ ​​‌‍​‌‌ ‌​‌‍‍​​ ‌‌‍​ ‌ ‌‌‌ ​ ‌ ‌​‌‍ ‌‍ ‌‌‌​ ‌‍‌‌‌‍​ ‌ ‌​‌‍‍‌‌‍ ‌‍ ‍‌ ​ ​‍‌‌​ ‌‌‌​​‍‌‌ ‌‍‍ ‌‍‌‌‌ ‍‌​‍‌‌​ ​ ‌​‌​​‍‌‌​ ​ ‌​‌​​‍‌‌​ ​‍​ ​‍‌‍‌​​ ‌‌​ ‌‌​ ​‌​ ​‍​ ‌‍​ ‌‌‌‍‌‍‌‍‌‍​ ‌​‌‍​‍​ ​‍​‍‌‌​ ​‍​ ​‍​‍‌‌​ ‌‌‌​‌​​‍ ‍‌‍​ ‌‍ ‌‍ ‍‌ ‌​‌‍‌‌‌‍ ‍‌ ‌​​‍‌‌​ ‌‌‌​​‍‌‌ ‌‍‍ ‌‍‌‌‌ ‍‌​‍‌‌​ ​ ‌​‌​​‍‌‌​ ​ ‌​‌​​‍‌‌​ ​‍​ ​‍​ ​‌‌‍​ ​ ‌​​ ‌‍​ ‌ ​ ​ ​ ​‌‌‍‌​​ ‌‌​ ‌ ‌‍​ ‌‍​‌​‍‌‌​ ​‍​ ​‍​‍‌‌​ ‌‌‌​‌​​‍ ‍‌‍​ ‌‍‍​‌‍‍‌‌‍ ​‌‍‌​‌ ​‍‌‍‌‌‌‍ ‍​‍‌‌​ ‌‌‌​​‍‌‌ ‌‍‍ ‌‍‌‌‌ ‍‌​‍‌‌​ ​ ‌​‌​​‍‌‌​ ​ ‌​‌​​‍‌‌​ ​‍​ ​‍​ ​ ​ ‍‌​ ‍​‌‍​ ‌‍‌‌‌‍‌‌​ ‍‌​ ​​​ ​‌‌‍​ ​ ‍‌‌‍‌‌​‍‌‌​ ​‍​ ​‍​‍‌‌​ ‌‌‌​‌​​‍ ‍‌ ‌​‌‍‌‌‌ ‍​‌ ‌​​ ‌‍​‍‌‍​‌‌ ​ ‌‍‌‌‌‌‌‌‌ ​‍‌‍ ​​ ‌​‍‌‌​ ​‍‌​‌‍‌ ​ ‌ ‌​‌ ‌‌‌‍‌​‌‍‍‌‌‍ ​‍‌‍‌‍‍‌‌‍‌​​ ‌​ ‌‌​ ‌​‌‍​‌​ ‌‍​ ‌ ​ ​‌‌‍‌​​ ​‍​‍ ‌​ ‍‌​ ‌‌​ ​‌‌‍‌‌​‍ ‌​ ‌​‌‍‌‍​ ​​‌‍‌‌​‍ ‌​ ‍‌​ ‌ ​ ‍‌​ ‌ ​‍ ‌​ ​‌‌‍‌‌​ ‍‌‌‍‌​‌‍​‌​ ​​​ ​​‌‍‌‌​ ‍​​ ‌​‌‍‌‌​ ‌​​‍‌‍‌ ‌​‌ ‍‌‌ ​​‌‍‌‌​ ‌‌ ​​‌ ​‍‌‍ ‌‍‍‍‌‍‌‌‌‍​ ‌ ‌​​‍‌‍‌ ​​‌‍​‌‌ ‌​‌‍‍​​ ‌‌‍​ ‌ ‌‌‌ ​ ‌ ‌​‌‍ ‌‍ ‌‌‌​ ‌‍‌‌‌‍​ ‌ ‌​‌‍‍‌‌‍ ‌‍ ‍‌ ​ ​‍‌‌​ ‌‌‌​​‍‌‌ ‌‍‍ ‌‍‌‌‌ ‍‌​‍‌‌​ ​ ‌​‌​​‍‌‌​ ​ ‌​‌​​‍‌‌​ ​‍​ ​‍‌‍‌​​ ‌‌​ ‌‌​ ​‌​ ​‍​ ‌‍​ ‌‌‌‍‌‍‌‍‌‍​ ‌​‌‍​‍​ ​‍​‍‌‌​ ​‍​ ​‍​‍‌‌​ ‌‌‌​‌​​‍ ‍‌‍​ ‌‍ ‌‍ ‍‌ ‌​‌‍‌‌‌‍ ‍‌ ‌​​‍‌‌​ ‌‌‌​​‍‌‌ ‌‍‍ ‌‍‌‌‌ ‍‌​‍‌‌​ ​ ‌​‌​​‍‌‌​ ​ ‌​‌​​‍‌‌​ ​‍​ ​‍​ ​‌‌‍​ ​ ‌​​ ‌‍​ ‌ ​ ​ ​ ​‌‌‍‌​​ ‌‌​ ‌ ‌‍​ ‌‍​‌​‍‌‌​ ​‍​ ​‍​‍‌‌​ ‌‌‌​‌​​‍ ‍‌‍​ ‌‍‍​‌‍‍‌‌‍ ​‌‍‌​‌ ​‍‌‍‌‌‌‍ ‍​‍‌‌​ ‌‌‌​​‍‌‌ ‌‍‍ ‌‍‌‌‌ ‍‌​‍‌‌​ ​ ‌​‌​​‍‌‌​ ​ ‌​‌​​‍‌‌​ ​‍​ ​‍​ ​ ​ ‍‌​ ‍​‌‍​ ‌‍‌‌‌‍‌‌​ ‍‌​ ​​​ ​‌‌‍​ ​ ‍‌‌‍‌‌​‍‌‌​ ​‍​ ​‍​‍‌‌​ ‌‌‌​‌​​‍ ‍‌ ‌​‌‍‌‌‌ ‍​‌ ‌​​‍‌‍‌ ​​‌‍‌‌‌ ​‍‌ ​ ‌ ​​‌‍‌‌‌‍​ ‌ ‌​‌‍‍‌‌ ‌‍‌‍‌‌​ ‌‌ ​​‌ ‌‌‌‍​‍‌‍ ​‌‍‍‌‌ ​ ‌‍‍​‌‍‌‌‌‍‌​​‍​‍‌ ‌
Strengthened capacity of local authorities and migrant communities to co-shape policy ​​​​‌ ‍ ​‍​‍‌‍ ‌ ​‍‌‍‍‌‌‍‌ ‌‍‍‌‌‍ ‍​‍​‍​ ‍‍​‍​‍‌ ​ ‌‍​‌‌‍ ‍‌‍‍‌‌ ‌​‌ ‍‌​‍ ‍‌‍‍‌‌‍ ​‍​‍​‍ ​​‍​‍‌‍‍​‌ ​‍‌‍‌‌‌‍‌‍​‍​‍​ ‍‍​‍​‍​‍ ‌ ​ ‌ ‌​‌ ‌‌‌‍‌​‌‍‍‌‌‍ ​‍ ‌‍‍‌‌‍ ‍‌ ‌​‌‍‌‌‌‍ ‍‌ ‌​​‍ ‌‍‌‌‌‍‌​‌‍‍‌‌ ‌​​‍ ‌‍ ‌‌‍ ‌‍‌​‌‍‌‌​ ‌‌ ​​‌ ​‍‌‍‌‌‌ ​ ‌‍‌‌‌‍ ‍‌ ‌​‌‍​‌‌ ‌​‌‍‍‌‌‍ ‌‍ ‍​ ‍ ‌‍‍‌‌‍‌​​ ‌​ ‌‌​ ‌​‌‍​‌​ ‌‍​ ‌ ​ ​‌‌‍‌​​ ​‍​‍ ‌​ ‍‌​ ‌‌​ ​‌‌‍‌‌​‍ ‌​ ‌​‌‍‌‍​ ​​‌‍‌‌​‍ ‌​ ‍‌​ ‌ ​ ‍‌​ ‌ ​‍ ‌​ ​‌‌‍‌‌​ ‍‌‌‍‌​‌‍​‌​ ​​​ ​​‌‍‌‌​ ‍​​ ‌​‌‍‌‌​ ‌​​ ‍ ‌ ‌​‌ ‍‌‌ ​​‌‍‌‌​ ‌‌ ​​‌ ​‍‌‍ ‌‍‍‍‌‍‌‌‌‍​ ‌ ‌​​ ‍ ‌ ​​‌‍​‌‌ ‌​‌‍‍​​ ‌‌‍​ ‌ ‌‌‌ ​ ‌ ‌​‌‍ ‌‍ ‌‌‌​ ‌‍‌‌‌‍​ ‌ ‌​‌‍‍‌‌‍ ‌‍ ‍‌ ​ ​‍‌‌​ ‌‌‌​​‍‌‌ ‌‍‍ ‌‍‌‌‌ ‍‌​‍‌‌​ ​ ‌​‌​​‍‌‌​ ​ ‌​‌​​‍‌‌​ ​‍​ ​‍‌‍‌​​ ‌‌​ ‌‌​ ​‌​ ​‍​ ‌‍​ ‌‌‌‍‌‍‌‍‌‍​ ‌​‌‍​‍​ ​‍​‍‌‌​ ​‍​ ​‍​‍‌‌​ ‌‌‌​‌​​‍ ‍‌‍​ ‌‍ ‌‍ ‍‌ ‌​‌‍‌‌‌‍ ‍‌ ‌​​‍‌‌​ ‌‌‌​​‍‌‌ ‌‍‍ ‌‍‌‌‌ ‍‌​‍‌‌​ ​ ‌​‌​​‍‌‌​ ​ ‌​‌​​‍‌‌​ ​‍​ ​‍​ ‌‌​ ‍​​ ​‍​ ‌​​ ‌ ‌‍​ ​ ​ ‌‍​ ​ ​‌‌‍​ ​ ‌ ‌‍‌‍​‍‌‌​ ​‍​ ​‍​‍‌‌​ ‌‌‌​‌​​‍ ‍‌‍​ ‌‍‍​‌‍‍‌‌‍ ​‌‍‌​‌ ​‍‌‍‌‌‌‍ ‍​‍‌‌​ ‌‌‌​​‍‌‌ ‌‍‍ ‌‍‌‌‌ ‍‌​‍‌‌​ ​ ‌​‌​​‍‌‌​ ​ ‌​‌​​‍‌‌​ ​‍​ ​‍​ ‍​​ ‍‌​ ‌‍‌‍‌‍​ ‌ ​ ​ ‌‍​‌‌‍​‌​ ‍‌‌‍‌‌‌‍​‍​ ‌‍​‍‌‌​ ​‍​ ​‍​‍‌‌​ ‌‌‌​‌​​‍ ‍‌ ‌​‌‍‌‌‌ ‍​‌ ‌​​ ‌‍​‍‌‍​‌‌ ​ ‌‍‌‌‌‌‌‌‌ ​‍‌‍ ​​ ‌​‍‌‌​ ​‍‌​‌‍‌ ​ ‌ ‌​‌ ‌‌‌‍‌​‌‍‍‌‌‍ ​‍‌‍‌‍‍‌‌‍‌​​ ‌​ ‌‌​ ‌​‌‍​‌​ ‌‍​ ‌ ​ ​‌‌‍‌​​ ​‍​‍ ‌​ ‍‌​ ‌‌​ ​‌‌‍‌‌​‍ ‌​ ‌​‌‍‌‍​ ​​‌‍‌‌​‍ ‌​ ‍‌​ ‌ ​ ‍‌​ ‌ ​‍ ‌​ ​‌‌‍‌‌​ ‍‌‌‍‌​‌‍​‌​ ​​​ ​​‌‍‌‌​ ‍​​ ‌​‌‍‌‌​ ‌​​‍‌‍‌ ‌​‌ ‍‌‌ ​​‌‍‌‌​ ‌‌ ​​‌ ​‍‌‍ ‌‍‍‍‌‍‌‌‌‍​ ‌ ‌​​‍‌‍‌ ​​‌‍​‌‌ ‌​‌‍‍​​ ‌‌‍​ ‌ ‌‌‌ ​ ‌ ‌​‌‍ ‌‍ ‌‌‌​ ‌‍‌‌‌‍​ ‌ ‌​‌‍‍‌‌‍ ‌‍ ‍‌ ​ ​‍‌‌​ ‌‌‌​​‍‌‌ ‌‍‍ ‌‍‌‌‌ ‍‌​‍‌‌​ ​ ‌​‌​​‍‌‌​ ​ ‌​‌​​‍‌‌​ ​‍​ ​‍‌‍‌​​ ‌‌​ ‌‌​ ​‌​ ​‍​ ‌‍​ ‌‌‌‍‌‍‌‍‌‍​ ‌​‌‍​‍​ ​‍​‍‌‌​ ​‍​ ​‍​‍‌‌​ ‌‌‌​‌​​‍ ‍‌‍​ ‌‍ ‌‍ ‍‌ ‌​‌‍‌‌‌‍ ‍‌ ‌​​‍‌‌​ ‌‌‌​​‍‌‌ ‌‍‍ ‌‍‌‌‌ ‍‌​‍‌‌​ ​ ‌​‌​​‍‌‌​ ​ ‌​‌​​‍‌‌​ ​‍​ ​‍​ ‌‌​ ‍​​ ​‍​ ‌​​ ‌ ‌‍​ ​ ​ ‌‍​ ​ ​‌‌‍​ ​ ‌ ‌‍‌‍​‍‌‌​ ​‍​ ​‍​‍‌‌​ ‌‌‌​‌​​‍ ‍‌‍​ ‌‍‍​‌‍‍‌‌‍ ​‌‍‌​‌ ​‍‌‍‌‌‌‍ ‍​‍‌‌​ ‌‌‌​​‍‌‌ ‌‍‍ ‌‍‌‌‌ ‍‌​‍‌‌​ ​ ‌​‌​​‍‌‌​ ​ ‌​‌​​‍‌‌​ ​‍​ ​‍​ ‍​​ ‍‌​ ‌‍‌‍‌‍​ ‌ ​ ​ ‌‍​‌‌‍​‌​ ‍‌‌‍‌‌‌‍​‍​ ‌‍​‍‌‌​ ​‍​ ​‍​‍‌‌​ ‌‌‌​‌​​‍ ‍‌ ‌​‌‍‌‌‌ ‍​‌ ‌​​‍‌‍‌ ​​‌‍‌‌‌ ​‍‌ ​ ‌ ​​‌‍‌‌‌‍​ ‌ ‌​‌‍‍‌‌ ‌‍‌‍‌‌​ ‌‌ ​​‌ ‌‌‌‍​‍‌‍ ​‌‍‍‌‌ ​ ‌‍‍​‌‍‌‌‌‍‌​​‍​‍‌ ‌
Increased inclusion of marginalized migrant groups: youth, women, persons needing protection ​​​​‌ ‍ ​‍​‍‌‍ ‌ ​‍‌‍‍‌‌‍‌ ‌‍‍‌‌‍ ‍​‍​‍​ ‍‍​‍​‍‌ ​ ‌‍​‌‌‍ ‍‌‍‍‌‌ ‌​‌ ‍‌​‍ ‍‌‍‍‌‌‍ ​‍​‍​‍ ​​‍​‍‌‍‍​‌ ​‍‌‍‌‌‌‍‌‍​‍​‍​ ‍‍​‍​‍​‍ ‌ ​ ‌ ‌​‌ ‌‌‌‍‌​‌‍‍‌‌‍ ​‍ ‌‍‍‌‌‍ ‍‌ ‌​‌‍‌‌‌‍ ‍‌ ‌​​‍ ‌‍‌‌‌‍‌​‌‍‍‌‌ ‌​​‍ ‌‍ ‌‌‍ ‌‍‌​‌‍‌‌​ ‌‌ ​​‌ ​‍‌‍‌‌‌ ​ ‌‍‌‌‌‍ ‍‌ ‌​‌‍​‌‌ ‌​‌‍‍‌‌‍ ‌‍ ‍​ ‍ ‌‍‍‌‌‍‌​​ ‌​ ‌‌​ ‌​‌‍​‌​ ‌‍​ ‌ ​ ​‌‌‍‌​​ ​‍​‍ ‌​ ‍‌​ ‌‌​ ​‌‌‍‌‌​‍ ‌​ ‌​‌‍‌‍​ ​​‌‍‌‌​‍ ‌​ ‍‌​ ‌ ​ ‍‌​ ‌ ​‍ ‌​ ​‌‌‍‌‌​ ‍‌‌‍‌​‌‍​‌​ ​​​ ​​‌‍‌‌​ ‍​​ ‌​‌‍‌‌​ ‌​​ ‍ ‌ ‌​‌ ‍‌‌ ​​‌‍‌‌​ ‌‌ ​​‌ ​‍‌‍ ‌‍‍‍‌‍‌‌‌‍​ ‌ ‌​​ ‍ ‌ ​​‌‍​‌‌ ‌​‌‍‍​​ ‌‌‍​ ‌ ‌‌‌ ​ ‌ ‌​‌‍ ‌‍ ‌‌‌​ ‌‍‌‌‌‍​ ‌ ‌​‌‍‍‌‌‍ ‌‍ ‍‌ ​ ​‍‌‌​ ‌‌‌​​‍‌‌ ‌‍‍ ‌‍‌‌‌ ‍‌​‍‌‌​ ​ ‌​‌​​‍‌‌​ ​ ‌​‌​​‍‌‌​ ​‍​ ​‍‌‍‌​​ ‌‌​ ‌‌​ ​‌​ ​‍​ ‌‍​ ‌‌‌‍‌‍‌‍‌‍​ ‌​‌‍​‍​ ​‍​‍‌‌​ ​‍​ ​‍​‍‌‌​ ‌‌‌​‌​​‍ ‍‌‍​ ‌‍ ‌‍ ‍‌ ‌​‌‍‌‌‌‍ ‍‌ ‌​​‍‌‌​ ‌‌‌​​‍‌‌ ‌‍‍ ‌‍‌‌‌ ‍‌​‍‌‌​ ​ ‌​‌​​‍‌‌​ ​ ‌​‌​​‍‌‌​ ​‍​ ​‍​ ​‍​ ‌‌​ ​‌​ ‌‌​ ​ ‌‍‌‍‌‍​ ​ ‌ ‌‍​‍‌‍‌‌​ ​ ‌‍​‌​‍‌‌​ ​‍​ ​‍​‍‌‌​ ‌‌‌​‌​​‍ ‍‌‍​ ‌‍‍​‌‍‍‌‌‍ ​‌‍‌​‌ ​‍‌‍‌‌‌‍ ‍​‍‌‌​ ‌‌‌​​‍‌‌ ‌‍‍ ‌‍‌‌‌ ‍‌​‍‌‌​ ​ ‌​‌​​‍‌‌​ ​ ‌​‌​​‍‌‌​ ​‍​ ​‍​ ​ ​ ‍​​ ‌​​ ‌‌​ ​‌‌‍‌‌​ ‌‌​ ​​‌‍‌​‌‍​‍‌‍​ ‌‍‌‌​‍‌‌​ ​‍​ ​‍​‍‌‌​ ‌‌‌​‌​​‍ ‍‌ ‌​‌‍‌‌‌ ‍​‌ ‌​​ ‌‍​‍‌‍​‌‌ ​ ‌‍‌‌‌‌‌‌‌ ​‍‌‍ ​​ ‌​‍‌‌​ ​‍‌​‌‍‌ ​ ‌ ‌​‌ ‌‌‌‍‌​‌‍‍‌‌‍ ​‍‌‍‌‍‍‌‌‍‌​​ ‌​ ‌‌​ ‌​‌‍​‌​ ‌‍​ ‌ ​ ​‌‌‍‌​​ ​‍​‍ ‌​ ‍‌​ ‌‌​ ​‌‌‍‌‌​‍ ‌​ ‌​‌‍‌‍​ ​​‌‍‌‌​‍ ‌​ ‍‌​ ‌ ​ ‍‌​ ‌ ​‍ ‌​ ​‌‌‍‌‌​ ‍‌‌‍‌​‌‍​‌​ ​​​ ​​‌‍‌‌​ ‍​​ ‌​‌‍‌‌​ ‌​​‍‌‍‌ ‌​‌ ‍‌‌ ​​‌‍‌‌​ ‌‌ ​​‌ ​‍‌‍ ‌‍‍‍‌‍‌‌‌‍​ ‌ ‌​​‍‌‍‌ ​​‌‍​‌‌ ‌​‌‍‍​​ ‌‌‍​ ‌ ‌‌‌ ​ ‌ ‌​‌‍ ‌‍ ‌‌‌​ ‌‍‌‌‌‍​ ‌ ‌​‌‍‍‌‌‍ ‌‍ ‍‌ ​ ​‍‌‌​ ‌‌‌​​‍‌‌ ‌‍‍ ‌‍‌‌‌ ‍‌​‍‌‌​ ​ ‌​‌​​‍‌‌​ ​ ‌​‌​​‍‌‌​ ​‍​ ​‍‌‍‌​​ ‌‌​ ‌‌​ ​‌​ ​‍​ ‌‍​ ‌‌‌‍‌‍‌‍‌‍​ ‌​‌‍​‍​ ​‍​‍‌‌​ ​‍​ ​‍​‍‌‌​ ‌‌‌​‌​​‍ ‍‌‍​ ‌‍ ‌‍ ‍‌ ‌​‌‍‌‌‌‍ ‍‌ ‌​​‍‌‌​ ‌‌‌​​‍‌‌ ‌‍‍ ‌‍‌‌‌ ‍‌​‍‌‌​ ​ ‌​‌​​‍‌‌​ ​ ‌​‌​​‍‌‌​ ​‍​ ​‍​ ​‍​ ‌‌​ ​‌​ ‌‌​ ​ ‌‍‌‍‌‍​ ​ ‌ ‌‍​‍‌‍‌‌​ ​ ‌‍​‌​‍‌‌​ ​‍​ ​‍​‍‌‌​ ‌‌‌​‌​​‍ ‍‌‍​ ‌‍‍​‌‍‍‌‌‍ ​‌‍‌​‌ ​‍‌‍‌‌‌‍ ‍​‍‌‌​ ‌‌‌​​‍‌‌ ‌‍‍ ‌‍‌‌‌ ‍‌​‍‌‌​ ​ ‌​‌​​‍‌‌​ ​ ‌​‌​​‍‌‌​ ​‍​ ​‍​ ​ ​ ‍​​ ‌​​ ‌‌​ ​‌‌‍‌‌​ ‌‌​ ​​‌‍‌​‌‍​‍‌‍​ ‌‍‌‌​‍‌‌​ ​‍​ ​‍​‍‌‌​ ‌‌‌​‌​​‍ ‍‌ ‌​‌‍‌‌‌ ‍​‌ ‌​​‍‌‍‌ ​​‌‍‌‌‌ ​‍‌ ​ ‌ ​​‌‍‌‌‌‍​ ‌ ‌​‌‍‍‌‌ ‌‍‌‍‌‌​ ‌‌ ​​‌ ‌‌‌‍​‍‌‍ ​‌‍‍‌‌ ​ ‌‍‍​‌‍‌‌‌‍‌​​‍​‍‌ ‌
Cross-country collaboration fostering policy coherence across Europe​​​​‌ ‍ ​‍​‍‌‍ ‌ ​‍‌‍‍‌‌‍‌ ‌‍‍‌‌‍ ‍​‍​‍​ ‍‍​‍​‍‌ ​ ‌‍​‌‌‍ ‍‌‍‍‌‌ ‌​‌ ‍‌​‍ ‍‌‍‍‌‌‍ ​‍​‍​‍ ​​‍​‍‌‍‍​‌ ​‍‌‍‌‌‌‍‌‍​‍​‍​ ‍‍​‍​‍​‍ ‌ ​ ‌ ‌​‌ ‌‌‌‍‌​‌‍‍‌‌‍ ​‍ ‌‍‍‌‌‍ ‍‌ ‌​‌‍‌‌‌‍ ‍‌ ‌​​‍ ‌‍‌‌‌‍‌​‌‍‍‌‌ ‌​​‍ ‌‍ ‌‌‍ ‌‍‌​‌‍‌‌​ ‌‌ ​​‌ ​‍‌‍‌‌‌ ​ ‌‍‌‌‌‍ ‍‌ ‌​‌‍​‌‌ ‌​‌‍‍‌‌‍ ‌‍ ‍​ ‍ ‌‍‍‌‌‍‌​​ ‌​ ‌‌​ ‌​‌‍​‌​ ‌‍​ ‌ ​ ​‌‌‍‌​​ ​‍​‍ ‌​ ‍‌​ ‌‌​ ​‌‌‍‌‌​‍ ‌​ ‌​‌‍‌‍​ ​​‌‍‌‌​‍ ‌​ ‍‌​ ‌ ​ ‍‌​ ‌ ​‍ ‌​ ​‌‌‍‌‌​ ‍‌‌‍‌​‌‍​‌​ ​​​ ​​‌‍‌‌​ ‍​​ ‌​‌‍‌‌​ ‌​​ ‍ ‌ ‌​‌ ‍‌‌ ​​‌‍‌‌​ ‌‌ ​​‌ ​‍‌‍ ‌‍‍‍‌‍‌‌‌‍​ ‌ ‌​​ ‍ ‌ ​​‌‍​‌‌ ‌​‌‍‍​​ ‌‌‍​ ‌ ‌‌‌ ​ ‌ ‌​‌‍ ‌‍ ‌‌‌​ ‌‍‌‌‌‍​ ‌ ‌​‌‍‍‌‌‍ ‌‍ ‍‌ ​ ​‍‌‌​ ‌‌‌​​‍‌‌ ‌‍‍ ‌‍‌‌‌ ‍‌​‍‌‌​ ​ ‌​‌​​‍‌‌​ ​ ‌​‌​​‍‌‌​ ​‍​ ​‍‌‍‌​​ ‌‌​ ‌‌​ ​‌​ ​‍​ ‌‍​ ‌‌‌‍‌‍‌‍‌‍​ ‌​‌‍​‍​ ​‍​‍‌‌​ ​‍​ ​‍​‍‌‌​ ‌‌‌​‌​​‍ ‍‌‍​ ‌‍ ‌‍ ‍‌ ‌​‌‍‌‌‌‍ ‍‌ ‌​​‍‌‌​ ‌‌‌​​‍‌‌ ‌‍‍ ‌‍‌‌‌ ‍‌​‍‌‌​ ​ ‌​‌​​‍‌‌​ ​ ‌​‌​​‍‌‌​ ​‍​ ​‍‌‍​‍‌‍‌‍‌‍‌​‌‍‌‍​ ‌​‌‍​ ‌‍‌‌​ ‌‍‌‍​ ​ ​​‌‍​‌‌‍​‌​‍‌‌​ ​‍​ ​‍​‍‌‌​ ‌‌‌​‌​​‍ ‍‌‍​ ‌‍‍​‌‍‍‌‌‍ ​‌‍‌​‌ ​‍‌‍‌‌‌‍ ‍​‍‌‌​ ‌‌‌​​‍‌‌ ‌‍‍ ‌‍‌‌‌ ‍‌​‍‌‌​ ​ ‌​‌​​‍‌‌​ ​ ‌​‌​​‍‌‌​ ​‍​ ​‍​ ​ ​ ‌ ​ ​​​ ​‍​ ‌ ​ ​‌​ ​​‌‍​‍‌‍‌​‌‍​ ​ ​​‌‍​ ​‍‌‌​ ​‍​ ​‍​‍‌‌​ ‌‌‌​‌​​‍ ‍‌ ‌​‌‍‌‌‌ ‍​‌ ‌​​ ‌‍​‍‌‍​‌‌ ​ ‌‍‌‌‌‌‌‌‌ ​‍‌‍ ​​ ‌​‍‌‌​ ​‍‌​‌‍‌ ​ ‌ ‌​‌ ‌‌‌‍‌​‌‍‍‌‌‍ ​‍‌‍‌‍‍‌‌‍‌​​ ‌​ ‌‌​ ‌​‌‍​‌​ ‌‍​ ‌ ​ ​‌‌‍‌​​ ​‍​‍ ‌​ ‍‌​ ‌‌​ ​‌‌‍‌‌​‍ ‌​ ‌​‌‍‌‍​ ​​‌‍‌‌​‍ ‌​ ‍‌​ ‌ ​ ‍‌​ ‌ ​‍ ‌​ ​‌‌‍‌‌​ ‍‌‌‍‌​‌‍​‌​ ​​​ ​​‌‍‌‌​ ‍​​ ‌​‌‍‌‌​ ‌​​‍‌‍‌ ‌​‌ ‍‌‌ ​​‌‍‌‌​ ‌‌ ​​‌ ​‍‌‍ ‌‍‍‍‌‍‌‌‌‍​ ‌ ‌​​‍‌‍‌ ​​‌‍​‌‌ ‌​‌‍‍​​ ‌‌‍​ ‌ ‌‌‌ ​ ‌ ‌​‌‍ ‌‍ ‌‌‌​ ‌‍‌‌‌‍​ ‌ ‌​‌‍‍‌‌‍ ‌‍ ‍‌ ​ ​‍‌‌​ ‌‌‌​​‍‌‌ ‌‍‍ ‌‍‌‌‌ ‍‌​‍‌‌​ ​ ‌​‌​​‍‌‌​ ​ ‌​‌​​‍‌‌​ ​‍​ ​‍‌‍‌​​ ‌‌​ ‌‌​ ​‌​ ​‍​ ‌‍​ ‌‌‌‍‌‍‌‍‌‍​ ‌​‌‍​‍​ ​‍​‍‌‌​ ​‍​ ​‍​‍‌‌​ ‌‌‌​‌​​‍ ‍‌‍​ ‌‍ ‌‍ ‍‌ ‌​‌‍‌‌‌‍ ‍‌ ‌​​‍‌‌​ ‌‌‌​​‍‌‌ ‌‍‍ ‌‍‌‌‌ ‍‌​‍‌‌​ ​ ‌​‌​​‍‌‌​ ​ ‌​‌​​‍‌‌​ ​‍​ ​‍‌‍​‍‌‍‌‍‌‍‌​‌‍‌‍​ ‌​‌‍​ ‌‍‌‌​ ‌‍‌‍​ ​ ​​‌‍​‌‌‍​‌​‍‌‌​ ​‍​ ​‍​‍‌‌​ ‌‌‌​‌​​‍ ‍‌‍​ ‌‍‍​‌‍‍‌‌‍ ​‌‍‌​‌ ​‍‌‍‌‌‌‍ ‍​‍‌‌​ ‌‌‌​​‍‌‌ ‌‍‍ ‌‍‌‌‌ ‍‌​‍‌‌​ ​ ‌​‌​​‍‌‌​ ​ ‌​‌​​‍‌‌​ ​‍​ ​‍​ ​ ​ ‌ ​ ​​​ ​‍​ ‌ ​ ​‌​ ​​‌‍​‍‌‍‌​‌‍​ ​ ​​‌‍​ ​‍‌‌​ ​‍​ ​‍​‍‌‌​ ‌‌‌​‌​​‍ ‍‌ ‌​‌‍‌‌‌ ‍​‌ ‌​​‍‌‍‌ ​​‌‍‌‌‌ ​‍‌ ​ ‌ ​​‌‍‌‌‌‍​ ‌ ‌​‌‍‍‌‌ ‌‍‌‍‌‌​ ‌‌ ​​‌ ‌‌‌‍​‍‌‍ ​‌‍‍‌‌ ​ ‌‍‍​‌‍‌‌‌‍‌​​‍​‍‌ ‌
Our Partners